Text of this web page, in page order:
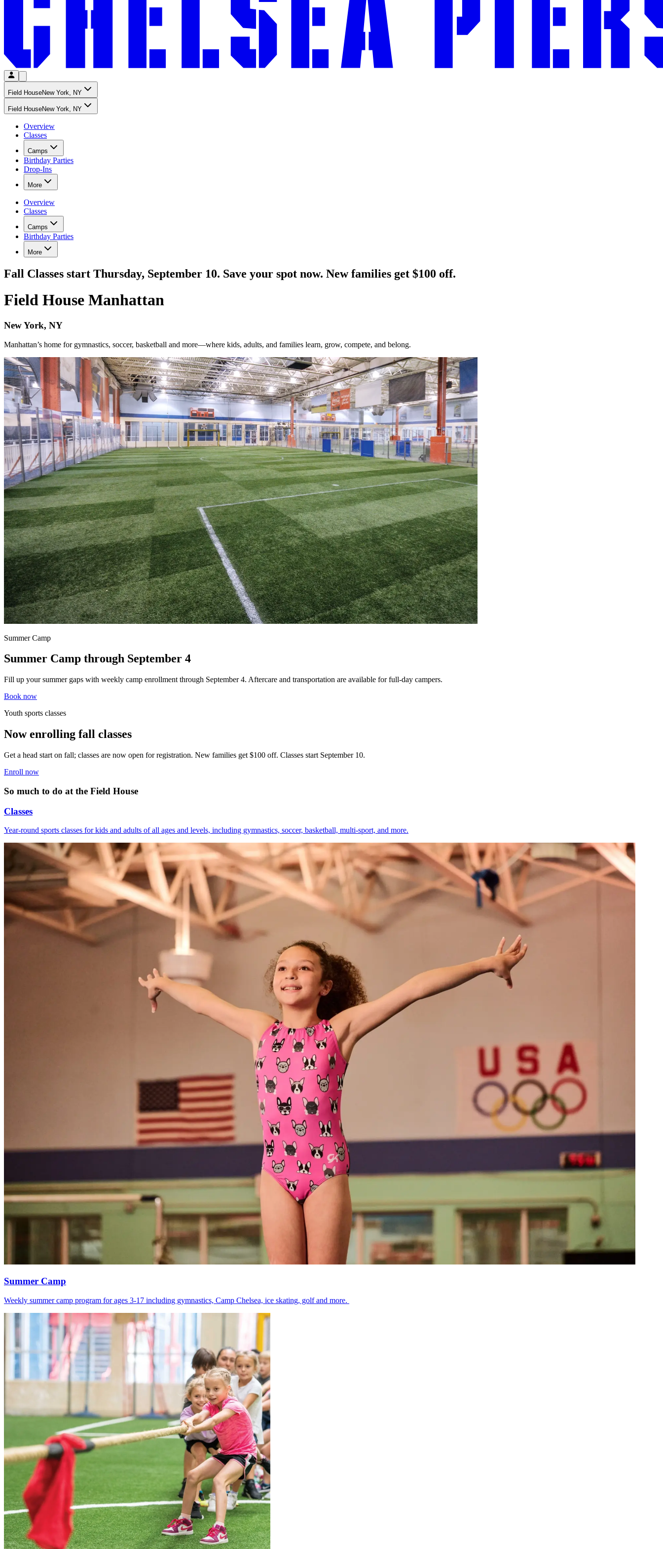
Field House​​​​‌ ‍ ​‍​‍‌‍ ‌ ​‍‌‍‍‌‌‍‌ ‌‍‍‌‌‍ ‍​‍​‍​ ‍‍​‍​‍‌ ​ ‌‍​‌‌‍ ‍‌‍‍‌‌ ‌​‌ ‍‌​‍ ‍‌‍‍‌‌‍ ​‍​‍​‍ ​​‍​‍‌‍‍​‌ ​‍‌‍‌‌‌‍‌‍​‍​‍​ ‍‍​‍​‍‌‍‍​‌ ‌​‌ ‌​‌ ​​‌ ​ ​ ‍‍​‍ ​‍ ‌‍​ ‌‍‍​‌‍‌‌‌‍ ​‌ ​ ‌‍‌‌‌‍​‌‌ ​​‌‍‍‌‌‍‌‌‌ ​‍‌ ​ ​‍ ‍‌ ​ ‌‍​‌‌‍ ‍‌‍‍‌‌ ‌​‌ ‍‌​‍ ‍‌ ​ ‌ ‌​‌ ‌‌‌‍‌​‌‍‍‌‌‍ ​‍ ‌‍‍‌‌‍ ‍‌ ‌​‌‍‌‌‌‍ ‍‌ ‌​​‍ ‌‍‌‌‌‍‌​‌‍‍‌‌ ‌​​‍ ‌‍ ‌‌‍ ‌‍‌​‌‍‌‌​ ‌‌ ​​‌ ​‍‌‍‌‌‌ ​ ‌‍‌‌‌‍ ‍‌ ‌​‌‍​‌‌ ‌​‌‍‍‌‌‍ ‌‍ ‍​ ‍ ‌‍‍‌‌‍‌​​ ‌​ ​​​ ‍​​ ​ ​ ‌ ​ ​​​ ​ ​ ​​‌‍​ ​‍ ‌​ ‌‍​ ‌ ​ ​‍‌‍​ ​‍ ‌​ ‌​‌‍‌‌‌‍​‍​ ‍​​‍ ‌‌‍​‍‌‍‌​​ ‌​‌‍​ ​‍ ‌​ ‍‌​ ​ ​ ‍​‌‍​‍​ ​ ‌‍​ ​ ‌‍​ ‌‍​ ‌‍​ ‍​​ ‍‌​ ​​​ ‍ ‌ ‌​‌ ‍‌‌ ​​‌‍‌‌​ ‌‌ ‌‍‌‍‌‌‌‍ ‍‌ ‌‌‌‍‌‌​ ‍ ‌ ​​‌‍​‌‌ ‌​‌‍‍​​ ‌‌ ​ ‌ ‌‌‌‍​‍‌​ ‍‌‍​‌‌ ‌‍‌‍‍‌‌‍‌ ‌‍​‌‌ ‌​‌‍‍‌‌‍ ‌‍ ‍​‍ ‍‌ ‌​‌‍‍‌‌ ‌​‌‍ ​‌‍‌‌​ ‌‍​‍‌‍​‌‌ ​ ‌‍‌‌‌‌‌‌‌ ​‍‌‍ ​​ ‌‌‍‍​‌ ‌​‌ ‌​‌ ​​‌ ​ ​‍‌‌​ ​ ‌​​‌​‍‌‌​ ​‍‌​‌‍​‍‌‌​ ​‍‌​‌‍‌‍​ ‌‍‍​‌‍‌‌‌‍ ​‌ ​ ‌‍‌‌‌‍​‌‌ ​​‌‍‍‌‌‍‌‌‌ ​‍‌ ​ ​‍ ‍‌ ​ ‌‍​‌‌‍ ‍‌‍‍‌‌ ‌​‌ ‍‌​‍ ‍‌ ​ ‌ ‌​‌ ‌‌‌‍‌​‌‍‍‌‌‍ ​‍‌‍‌‍‍‌‌‍‌​​ ‌​ ​​​ ‍​​ ​ ​ ‌ ​ ​​​ ​ ​ ​​‌‍​ ​‍ ‌​ ‌‍​ ‌ ​ ​‍‌‍​ ​‍ ‌​ ‌​‌‍‌‌‌‍​‍​ ‍​​‍ ‌‌‍​‍‌‍‌​​ ‌​‌‍​ ​‍ ‌​ ‍‌​ ​ ​ ‍​‌‍​‍​ ​ ‌‍​ ​ ‌‍​ ‌‍​ ‌‍​ ‍​​ ‍‌​ ​​​‍‌‍‌ ‌​‌ ‍‌‌ ​​‌‍‌‌​ ‌‌ ‌‍‌‍‌‌‌‍ ‍‌ ‌‌‌‍‌‌​‍‌‍‌ ​​‌‍​‌‌ ‌​‌‍‍​​ ‌‌ ​ ‌ ‌‌‌‍​‍‌​ ‍‌‍​‌‌ ‌‍‌‍‍‌‌‍‌ ‌‍​‌‌ ‌​‌‍‍‌‌‍ ‌‍ ‍​‍ ‍‌ ‌​‌‍‍‌‌ ‌​‌‍ ​‌‍‌‌​‍‌‍‌ ​​‌‍‌‌‌ ​‍‌ ​ ‌ ​​‌‍‌‌‌‍​ ‌ ‌​‌‍‍‌‌ ‌‍‌‍‌‌​ ‌‌ ​​‌ ‌‌‌‍​‍‌‍ ​‌‍‍‌‌ ​ ‌‍‍​‌‍‌‌‌‍‌​​‍​‍‌ ‌New York, NY​​​​‌ ‍ ​‍​‍‌‍ ‌ ​‍‌‍‍‌‌‍‌ ‌‍‍‌‌‍ ‍​‍​‍​ ‍‍​‍​‍‌ ​ ‌‍​‌‌‍ ‍‌‍‍‌‌ ‌​‌ ‍‌​‍ ‍‌‍‍‌‌‍ ​‍​‍​‍ ​​‍​‍‌‍‍​‌ ​‍‌‍‌‌‌‍‌‍​‍​‍​ ‍‍​‍​‍‌‍‍​‌ ‌​‌ ‌​‌ ​​‌ ​ ​ ‍‍​‍ ​‍ ‌‍​ ‌‍‍​‌‍‌‌‌‍ ​‌ ​ ‌‍‌‌‌‍​‌‌ ​​‌‍‍‌‌‍‌‌‌ ​‍‌ ​ ​‍ ‍‌ ​ ‌‍​‌‌‍ ‍‌‍‍‌‌ ‌​‌ ‍‌​‍ ‍‌ ​ ‌ ‌​‌ ‌‌‌‍‌​‌‍‍‌‌‍ ​‍ ‌‍‍‌‌‍ ‍‌ ‌​‌‍‌‌‌‍ ‍‌ ‌​​‍ ‌‍‌‌‌‍‌​‌‍‍‌‌ ‌​​‍ ‌‍ ‌‌‍ ‌‍‌​‌‍‌‌​ ‌‌ ​​‌ ​‍‌‍‌‌‌ ​ ‌‍‌‌‌‍ ‍‌ ‌​‌‍​‌‌ ‌​‌‍‍‌‌‍ ‌‍ ‍​ ‍ ‌‍‍‌‌‍‌​​ ‌​ ​​​ ‍​​ ​ ​ ‌ ​ ​​​ ​ ​ ​​‌‍​ ​‍ ‌​ ‌‍​ ‌ ​ ​‍‌‍​ ​‍ ‌​ ‌​‌‍‌‌‌‍​‍​ ‍​​‍ ‌‌‍​‍‌‍‌​​ ‌​‌‍​ ​‍ ‌​ ‍‌​ ​ ​ ‍​‌‍​‍​ ​ ‌‍​ ​ ‌‍​ ‌‍​ ‌‍​ ‍​​ ‍‌​ ​​​ ‍ ‌ ‌​‌ ‍‌‌ ​​‌‍‌‌​ ‌‌ ‌‍‌‍‌‌‌‍ ‍‌ ‌‌‌‍‌‌​ ‍ ‌ ​​‌‍​‌‌ ‌​‌‍‍​​ ‌‌ ‌‍‌‍‌‌‌‍ ‍‌ ‌‌‌‍‌‌‌​ ​‌‍ ‌‍​ ‌‍​‌‌ ‌​‌‍‍‌‌‍ ‌‍ ‍​ ‌‍​‍‌‍​‌‌ ​ ‌‍‌‌‌‌‌‌‌ ​‍‌‍ ​​ ‌‌‍‍​‌ ‌​‌ ‌​‌ ​​‌ ​ ​‍‌‌​ ​ ‌​​‌​‍‌‌​ ​‍‌​‌‍​‍‌‌​ ​‍‌​‌‍‌‍​ ‌‍‍​‌‍‌‌‌‍ ​‌ ​ ‌‍‌‌‌‍​‌‌ ​​‌‍‍‌‌‍‌‌‌ ​‍‌ ​ ​‍ ‍‌ ​ ‌‍​‌‌‍ ‍‌‍‍‌‌ ‌​‌ ‍‌​‍ ‍‌ ​ ‌ ‌​‌ ‌‌‌‍‌​‌‍‍‌‌‍ ​‍‌‍‌‍‍‌‌‍‌​​ ‌​ ​​​ ‍​​ ​ ​ ‌ ​ ​​​ ​ ​ ​​‌‍​ ​‍ ‌​ ‌‍​ ‌ ​ ​‍‌‍​ ​‍ ‌​ ‌​‌‍‌‌‌‍​‍​ ‍​​‍ ‌‌‍​‍‌‍‌​​ ‌​‌‍​ ​‍ ‌​ ‍‌​ ​ ​ ‍​‌‍​‍​ ​ ‌‍​ ​ ‌‍​ ‌‍​ ‌‍​ ‍​​ ‍‌​ ​​​‍‌‍‌ ‌​‌ ‍‌‌ ​​‌‍‌‌​ ‌‌ ‌‍‌‍‌‌‌‍ ‍‌ ‌‌‌‍‌‌​‍‌‍‌ ​​‌‍​‌‌ ‌​‌‍‍​​ ‌‌ ‌‍‌‍‌‌‌‍ ‍‌ ‌‌‌‍‌‌‌​ ​‌‍ ‌‍​ ‌‍​‌‌ ‌​‌‍‍‌‌‍ ‌‍ ‍​‍‌‍‌ ​​‌‍‌‌‌ ​‍‌ ​ ‌ ​​‌‍‌‌‌‍​ ‌ ‌​‌‍‍‌‌ ‌‍‌‍‌‌​ ‌‌ ​​‌ ‌‌‌‍​‍‌‍ ​‌‍‍‌‌ ​ ‌‍‍​‌‍‌‌‌‍‌​​‍​‍‌ ‌
Field House​​​​‌ ‍ ​‍​‍‌‍ ‌ ​‍‌‍‍‌‌‍‌ ‌‍‍‌‌‍ ‍​‍​‍​ ‍‍​‍​‍‌ ​ ‌‍​‌‌‍ ‍‌‍‍‌‌ ‌​‌ ‍‌​‍ ‍‌‍‍‌‌‍ ​‍​‍​‍ ​​‍​‍‌‍‍​‌ ​‍‌‍‌‌‌‍‌‍​‍​‍​ ‍‍​‍​‍‌‍‍​‌ ‌​‌ ‌​‌ ​​‌ ​ ​ ‍‍​‍ ​‍ ‌‍​ ‌‍‍​‌‍‌‌‌‍ ​‌ ​ ‌‍‌‌‌‍​‌‌ ​​‌‍‍‌‌‍‌‌‌ ​‍‌ ​ ​‍ ‍‌ ​ ‌‍​‌‌‍ ‍‌‍‍‌‌ ‌​‌ ‍‌​‍ ‍‌ ​ ‌ ‌​‌ ‌‌‌‍‌​‌‍‍‌‌‍ ​‍ ‌‍‍‌‌‍ ‍‌ ‌​‌‍‌‌‌‍ ‍‌ ‌​​‍ ‌‍‌‌‌‍‌​‌‍‍‌‌ ‌​​‍ ‌‍ ‌‌‍ ‌‍‌​‌‍‌‌​ ‌‌ ​​‌ ​‍‌‍‌‌‌ ​ ‌‍‌‌‌‍ ‍‌ ‌​‌‍​‌‌ ‌​‌‍‍‌‌‍ ‌‍ ‍​ ‍ ‌‍‍‌‌‍‌​​ ‌​ ​​​ ‍​​ ​ ​ ‌ ​ ​​​ ​ ​ ​​‌‍​ ​‍ ‌​ ‌‍​ ‌ ​ ​‍‌‍​ ​‍ ‌​ ‌​‌‍‌‌‌‍​‍​ ‍​​‍ ‌‌‍​‍‌‍‌​​ ‌​‌‍​ ​‍ ‌​ ‍‌​ ​ ​ ‍​‌‍​‍​ ​ ‌‍​ ​ ‌‍​ ‌‍​ ‌‍​ ‍​​ ‍‌​ ​​​ ‍ ‌ ‌​‌ ‍‌‌ ​​‌‍‌‌​ ‌‌ ‌‍‌‍‌‌‌‍ ‍‌ ‌‌‌‍‌‌​ ‍ ‌ ​​‌‍​‌‌ ‌​‌‍‍​​ ‌‌ ​ ‌ ‌‌‌‍​‍‌​ ‍‌‍​‌‌ ‌‍‌‍‍‌‌‍‌ ‌‍​‌‌ ‌​‌‍‍‌‌‍ ‌‍ ‍​‍ ‍‌ ‌​‌‍‍‌‌ ‌​‌‍ ​‌‍‌‌​ ‌‍​‍‌‍​‌‌ ​ ‌‍‌‌‌‌‌‌‌ ​‍‌‍ ​​ ‌‌‍‍​‌ ‌​‌ ‌​‌ ​​‌ ​ ​‍‌‌​ ​ ‌​​‌​‍‌‌​ ​‍‌​‌‍​‍‌‌​ ​‍‌​‌‍‌‍​ ‌‍‍​‌‍‌‌‌‍ ​‌ ​ ‌‍‌‌‌‍​‌‌ ​​‌‍‍‌‌‍‌‌‌ ​‍‌ ​ ​‍ ‍‌ ​ ‌‍​‌‌‍ ‍‌‍‍‌‌ ‌​‌ ‍‌​‍ ‍‌ ​ ‌ ‌​‌ ‌‌‌‍‌​‌‍‍‌‌‍ ​‍‌‍‌‍‍‌‌‍‌​​ ‌​ ​​​ ‍​​ ​ ​ ‌ ​ ​​​ ​ ​ ​​‌‍​ ​‍ ‌​ ‌‍​ ‌ ​ ​‍‌‍​ ​‍ ‌​ ‌​‌‍‌‌‌‍​‍​ ‍​​‍ ‌‌‍​‍‌‍‌​​ ‌​‌‍​ ​‍ ‌​ ‍‌​ ​ ​ ‍​‌‍​‍​ ​ ‌‍​ ​ ‌‍​ ‌‍​ ‌‍​ ‍​​ ‍‌​ ​​​‍‌‍‌ ‌​‌ ‍‌‌ ​​‌‍‌‌​ ‌‌ ‌‍‌‍‌‌‌‍ ‍‌ ‌‌‌‍‌‌​‍‌‍‌ ​​‌‍​‌‌ ‌​‌‍‍​​ ‌‌ ​ ‌ ‌‌‌‍​‍‌​ ‍‌‍​‌‌ ‌‍‌‍‍‌‌‍‌ ‌‍​‌‌ ‌​‌‍‍‌‌‍ ‌‍ ‍​‍ ‍‌ ‌​‌‍‍‌‌ ‌​‌‍ ​‌‍‌‌​‍‌‍‌ ​​‌‍‌‌‌ ​‍‌ ​ ‌ ​​‌‍‌‌‌‍​ ‌ ‌​‌‍‍‌‌ ‌‍‌‍‌‌​ ‌‌ ​​‌ ‌‌‌‍​‍‌‍ ​‌‍‍‌‌ ​ ‌‍‍​‌‍‌‌‌‍‌​​‍​‍‌ ‌New York, NY​​​​‌ ‍ ​‍​‍‌‍ ‌ ​‍‌‍‍‌‌‍‌ ‌‍‍‌‌‍ ‍​‍​‍​ ‍‍​‍​‍‌ ​ ‌‍​‌‌‍ ‍‌‍‍‌‌ ‌​‌ ‍‌​‍ ‍‌‍‍‌‌‍ ​‍​‍​‍ ​​‍​‍‌‍‍​‌ ​‍‌‍‌‌‌‍‌‍​‍​‍​ ‍‍​‍​‍‌‍‍​‌ ‌​‌ ‌​‌ ​​‌ ​ ​ ‍‍​‍ ​‍ ‌‍​ ‌‍‍​‌‍‌‌‌‍ ​‌ ​ ‌‍‌‌‌‍​‌‌ ​​‌‍‍‌‌‍‌‌‌ ​‍‌ ​ ​‍ ‍‌ ​ ‌‍​‌‌‍ ‍‌‍‍‌‌ ‌​‌ ‍‌​‍ ‍‌ ​ ‌ ‌​‌ ‌‌‌‍‌​‌‍‍‌‌‍ ​‍ ‌‍‍‌‌‍ ‍‌ ‌​‌‍‌‌‌‍ ‍‌ ‌​​‍ ‌‍‌‌‌‍‌​‌‍‍‌‌ ‌​​‍ ‌‍ ‌‌‍ ‌‍‌​‌‍‌‌​ ‌‌ ​​‌ ​‍‌‍‌‌‌ ​ ‌‍‌‌‌‍ ‍‌ ‌​‌‍​‌‌ ‌​‌‍‍‌‌‍ ‌‍ ‍​ ‍ ‌‍‍‌‌‍‌​​ ‌​ ​​​ ‍​​ ​ ​ ‌ ​ ​​​ ​ ​ ​​‌‍​ ​‍ ‌​ ‌‍​ ‌ ​ ​‍‌‍​ ​‍ ‌​ ‌​‌‍‌‌‌‍​‍​ ‍​​‍ ‌‌‍​‍‌‍‌​​ ‌​‌‍​ ​‍ ‌​ ‍‌​ ​ ​ ‍​‌‍​‍​ ​ ‌‍​ ​ ‌‍​ ‌‍​ ‌‍​ ‍​​ ‍‌​ ​​​ ‍ ‌ ‌​‌ ‍‌‌ ​​‌‍‌‌​ ‌‌ ‌‍‌‍‌‌‌‍ ‍‌ ‌‌‌‍‌‌​ ‍ ‌ ​​‌‍​‌‌ ‌​‌‍‍​​ ‌‌ ‌‍‌‍‌‌‌‍ ‍‌ ‌‌‌‍‌‌‌​ ​‌‍ ‌‍​ ‌‍​‌‌ ‌​‌‍‍‌‌‍ ‌‍ ‍​ ‌‍​‍‌‍​‌‌ ​ ‌‍‌‌‌‌‌‌‌ ​‍‌‍ ​​ ‌‌‍‍​‌ ‌​‌ ‌​‌ ​​‌ ​ ​‍‌‌​ ​ ‌​​‌​‍‌‌​ ​‍‌​‌‍​‍‌‌​ ​‍‌​‌‍‌‍​ ‌‍‍​‌‍‌‌‌‍ ​‌ ​ ‌‍‌‌‌‍​‌‌ ​​‌‍‍‌‌‍‌‌‌ ​‍‌ ​ ​‍ ‍‌ ​ ‌‍​‌‌‍ ‍‌‍‍‌‌ ‌​‌ ‍‌​‍ ‍‌ ​ ‌ ‌​‌ ‌‌‌‍‌​‌‍‍‌‌‍ ​‍‌‍‌‍‍‌‌‍‌​​ ‌​ ​​​ ‍​​ ​ ​ ‌ ​ ​​​ ​ ​ ​​‌‍​ ​‍ ‌​ ‌‍​ ‌ ​ ​‍‌‍​ ​‍ ‌​ ‌​‌‍‌‌‌‍​‍​ ‍​​‍ ‌‌‍​‍‌‍‌​​ ‌​‌‍​ ​‍ ‌​ ‍‌​ ​ ​ ‍​‌‍​‍​ ​ ‌‍​ ​ ‌‍​ ‌‍​ ‌‍​ ‍​​ ‍‌​ ​​​‍‌‍‌ ‌​‌ ‍‌‌ ​​‌‍‌‌​ ‌‌ ‌‍‌‍‌‌‌‍ ‍‌ ‌‌‌‍‌‌​‍‌‍‌ ​​‌‍​‌‌ ‌​‌‍‍​​ ‌‌ ‌‍‌‍‌‌‌‍ ‍‌ ‌‌‌‍‌‌‌​ ​‌‍ ‌‍​ ‌‍​‌‌ ‌​‌‍‍‌‌‍ ‌‍ ‍​‍‌‍‌ ​​‌‍‌‌‌ ​‍‌ ​ ‌ ​​‌‍‌‌‌‍​ ‌ ‌​‌‍‍‌‌ ‌‍‌‍‌‌​ ‌‌ ​​‌ ‌‌‌‍​‍‌‍ ​‌‍‍‌‌ ​ ‌‍‍​‌‍‌‌‌‍‌​​‍​‍‌ ‌
Overview​​​​‌ ‍ ​‍​‍‌‍ ‌ ​‍‌‍‍‌‌‍‌ ‌‍‍‌‌‍ ‍​‍​‍​ ‍‍​‍​‍‌ ​ ‌‍​‌‌‍ ‍‌‍‍‌‌ ‌​‌ ‍‌​‍ ‍‌‍‍‌‌‍ ​‍​‍​‍ ​​‍​‍‌‍‍​‌ ​‍‌‍‌‌‌‍‌‍​‍​‍​ ‍‍​‍​‍‌‍‍​‌ ‌​‌ ‌​‌ ​​‌ ​ ​ ‍‍​‍ ​‍ ‌‍​ ‌‍‍​‌‍‌‌‌‍ ​‌ ​ ‌‍‌‌‌‍​‌‌ ​​‌‍‍‌‌‍‌‌‌ ​‍‌ ​ ​‍ ‍‌ ​ ‌‍​‌‌‍ ‍‌‍‍‌‌ ‌​‌ ‍‌​‍ ‍‌ ​ ‌ ‌​‌ ‌‌‌‍‌​‌‍‍‌‌‍ ​‍ ‌‍‍‌‌‍ ‍‌ ‌​‌‍‌‌‌‍ ‍‌ ‌​​‍ ‌‍‌‌‌‍‌​‌‍‍‌‌ ‌​​‍ ‌‍ ‌‌‍ ‌‍‌​‌‍‌‌​ ‌‌ ​​‌ ​‍‌‍‌‌‌ ​ ‌‍‌‌‌‍ ‍‌ ‌​‌‍​‌‌ ‌​‌‍‍‌‌‍ ‌‍ ‍​ ‍ ‌‍‍‌‌‍‌​​ ‌​ ​​​ ‍​​ ​ ​ ‌ ​ ​​​ ​ ​ ​​‌‍​ ​‍ ‌​ ‌‍​ ‌ ​ ​‍‌‍​ ​‍ ‌​ ‌​‌‍‌‌‌‍​‍​ ‍​​‍ ‌‌‍​‍‌‍‌​​ ‌​‌‍​ ​‍ ‌​ ‍‌​ ​ ​ ‍​‌‍​‍​ ​ ‌‍​ ​ ‌‍​ ‌‍​ ‌‍​ ‍​​ ‍‌​ ​​​ ‍ ‌ ‌​‌ ‍‌‌ ​​‌‍‌‌​ ‌‌ ‌‍‌‍‌‌‌‍ ‍‌ ‌‌‌‍‌‌​ ‍ ‌ ​​‌‍​‌‌ ‌​‌‍‍​​ ‌‌ ​ ‌ ‌‌‌‍​‍‌​ ‍‌‍​‌‌ ‌‍‌‍‍‌‌‍‌ ‌‍​‌‌ ‌​‌‍‍‌‌‍ ‌‍ ‍​‍ ‍‌‍​ ‌‍ ‌‍ ​‌ ‌‌‌‍ ‌‌‍ ‍‌ ​ ​‍‌‌​ ‌‌‌​​‍‌‌ ‌‍‍ ‌‍‌‌‌ ‍‌​‍‌‌​ ​ ‌​‌​​‍‌‌​ ​ ‌​‌​​‍‌‌​ ​‍​ ​‍​ ‌‍‌‍‌‌​ ‍​​ ‌‍​ ​ ​ ​‍​ ‍‌‌‍‌‍​ ​​‌‍‌‍​ ​ ​ ​‌​ ​‍​ ​‌​ ‍​‌‍‌‍‌‍‌‍​ ‌​​ ‍‌​ ​​​ ​‌​ ​‍​ ‍‌​ ‌‍​ ‍​‌‍‌‍​ ‌​​ ‌‌​ ‍‌​ ‌ ​ ‌ ​ ‌‍​‍‌‌​ ​‍​ ​‍​‍‌‌​ ‌‌‌​‌​​‍ ‍‌‍ ​‌‍‍‌‌‍ ‍‌‍‍ ‌ ​ ​‍‌‌​ ‌‌‌​​‍‌‌ ‌‍‍ ‌‍‌‌‌ ‍‌​‍‌‌​ ​ ‌​‌​​‍‌‌​ ​ ‌​‌​​‍‌‌​ ​‍​ ​‍​ ‌‌​ ‍‌‌‍‌‍‌‍​‍​ ​ ​ ‌‌‌‍​ ‌‍‌‌​ ‍​‌‍​‌​ ‌ ‌‍​‍​‍‌‌​ ​‍​ ​‍​‍‌‌​ ‌‌‌​‌​​‍ ‍‌ ‌​‌‍‍‌‌ ‌​‌‍ ​‌‍‌‌​ ‌‍​‍‌‍​‌‌ ​ ‌‍‌‌‌‌‌‌‌ ​‍‌‍ ​​ ‌‌‍‍​‌ ‌​‌ ‌​‌ ​​‌ ​ ​‍‌‌​ ​ ‌​​‌​‍‌‌​ ​‍‌​‌‍​‍‌‌​ ​‍‌​‌‍‌‍​ ‌‍‍​‌‍‌‌‌‍ ​‌ ​ ‌‍‌‌‌‍​‌‌ ​​‌‍‍‌‌‍‌‌‌ ​‍‌ ​ ​‍ ‍‌ ​ ‌‍​‌‌‍ ‍‌‍‍‌‌ ‌​‌ ‍‌​‍ ‍‌ ​ ‌ ‌​‌ ‌‌‌‍‌​‌‍‍‌‌‍ ​‍‌‍‌‍‍‌‌‍‌​​ ‌​ ​​​ ‍​​ ​ ​ ‌ ​ ​​​ ​ ​ ​​‌‍​ ​‍ ‌​ ‌‍​ ‌ ​ ​‍‌‍​ ​‍ ‌​ ‌​‌‍‌‌‌‍​‍​ ‍​​‍ ‌‌‍​‍‌‍‌​​ ‌​‌‍​ ​‍ ‌​ ‍‌​ ​ ​ ‍​‌‍​‍​ ​ ‌‍​ ​ ‌‍​ ‌‍​ ‌‍​ ‍​​ ‍‌​ ​​​‍‌‍‌ ‌​‌ ‍‌‌ ​​‌‍‌‌​ ‌‌ ‌‍‌‍‌‌‌‍ ‍‌ ‌‌‌‍‌‌​‍‌‍‌ ​​‌‍​‌‌ ‌​‌‍‍​​ ‌‌ ​ ‌ ‌‌‌‍​‍‌​ ‍‌‍​‌‌ ‌‍‌‍‍‌‌‍‌ ‌‍​‌‌ ‌​‌‍‍‌‌‍ ‌‍ ‍​‍ ‍‌‍​ ‌‍ ‌‍ ​‌ ‌‌‌‍ ‌‌‍ ‍‌ ​ ​‍‌‌​ ‌‌‌​​‍‌‌ ‌‍‍ ‌‍‌‌‌ ‍‌​‍‌‌​ ​ ‌​‌​​‍‌‌​ ​ ‌​‌​​‍‌‌​ ​‍​ ​‍​ ‌‍‌‍‌‌​ ‍​​ ‌‍​ ​ ​ ​‍​ ‍‌‌‍‌‍​ ​​‌‍‌‍​ ​ ​ ​‌​ ​‍​ ​‌​ ‍​‌‍‌‍‌‍‌‍​ ‌​​ ‍‌​ ​​​ ​‌​ ​‍​ ‍‌​ ‌‍​ ‍​‌‍‌‍​ ‌​​ ‌‌​ ‍‌​ ‌ ​ ‌ ​ ‌‍​‍‌‌​ ​‍​ ​‍​‍‌‌​ ‌‌‌​‌​​‍ ‍‌‍ ​‌‍‍‌‌‍ ‍‌‍‍ ‌ ​ ​‍‌‌​ ‌‌‌​​‍‌‌ ‌‍‍ ‌‍‌‌‌ ‍‌​‍‌‌​ ​ ‌​‌​​‍‌‌​ ​ ‌​‌​​‍‌‌​ ​‍​ ​‍​ ‌‌​ ‍‌‌‍‌‍‌‍​‍​ ​ ​ ‌‌‌‍​ ‌‍‌‌​ ‍​‌‍​‌​ ‌ ‌‍​‍​‍‌‌​ ​‍​ ​‍​‍‌‌​ ‌‌‌​‌​​‍ ‍‌ ‌​‌‍‍‌‌ ‌​‌‍ ​‌‍‌‌​‍‌‍‌ ​​‌‍‌‌‌ ​‍‌ ​ ‌ ​​‌‍‌‌‌‍​ ‌ ‌​‌‍‍‌‌ ‌‍‌‍‌‌​ ‌‌ ​​‌ ‌‌‌‍​‍‌‍ ​‌‍‍‌‌ ​ ‌‍‍​‌‍‌‌‌‍‌​​‍​‍‌ ‌
Classes​​​​‌ ‍ ​‍​‍‌‍ ‌ ​‍‌‍‍‌‌‍‌ ‌‍‍‌‌‍ ‍​‍​‍​ ‍‍​‍​‍‌ ​ ‌‍​‌‌‍ ‍‌‍‍‌‌ ‌​‌ ‍‌​‍ ‍‌‍‍‌‌‍ ​‍​‍​‍ ​​‍​‍‌‍‍​‌ ​‍‌‍‌‌‌‍‌‍​‍​‍​ ‍‍​‍​‍‌‍‍​‌ ‌​‌ ‌​‌ ​​‌ ​ ​ ‍‍​‍ ​‍ ‌‍​ ‌‍‍​‌‍‌‌‌‍ ​‌ ​ ‌‍‌‌‌‍​‌‌ ​​‌‍‍‌‌‍‌‌‌ ​‍‌ ​ ​‍ ‍‌ ​ ‌‍​‌‌‍ ‍‌‍‍‌‌ ‌​‌ ‍‌​‍ ‍‌ ​ ‌ ‌​‌ ‌‌‌‍‌​‌‍‍‌‌‍ ​‍ ‌‍‍‌‌‍ ‍‌ ‌​‌‍‌‌‌‍ ‍‌ ‌​​‍ ‌‍‌‌‌‍‌​‌‍‍‌‌ ‌​​‍ ‌‍ ‌‌‍ ‌‍‌​‌‍‌‌​ ‌‌ ​​‌ ​‍‌‍‌‌‌ ​ ‌‍‌‌‌‍ ‍‌ ‌​‌‍​‌‌ ‌​‌‍‍‌‌‍ ‌‍ ‍​ ‍ ‌‍‍‌‌‍‌​​ ‌​ ​​​ ‍​​ ​ ​ ‌ ​ ​​​ ​ ​ ​​‌‍​ ​‍ ‌​ ‌‍​ ‌ ​ ​‍‌‍​ ​‍ ‌​ ‌​‌‍‌‌‌‍​‍​ ‍​​‍ ‌‌‍​‍‌‍‌​​ ‌​‌‍​ ​‍ ‌​ ‍‌​ ​ ​ ‍​‌‍​‍​ ​ ‌‍​ ​ ‌‍​ ‌‍​ ‌‍​ ‍​​ ‍‌​ ​​​ ‍ ‌ ‌​‌ ‍‌‌ ​​‌‍‌‌​ ‌‌ ‌‍‌‍‌‌‌‍ ‍‌ ‌‌‌‍‌‌​ ‍ ‌ ​​‌‍​‌‌ ‌​‌‍‍​​ ‌‌ ​ ‌ ‌‌‌‍​‍‌​ ‍‌‍​‌‌ ‌‍‌‍‍‌‌‍‌ ‌‍​‌‌ ‌​‌‍‍‌‌‍ ‌‍ ‍​‍ ‍‌‍​ ‌‍ ‌‍ ​‌ ‌‌‌‍ ‌‌‍ ‍‌ ​ ​‍‌‌​ ‌‌‌​​‍‌‌ ‌‍‍ ‌‍‌‌‌ ‍‌​‍‌‌​ ​ ‌​‌​​‍‌‌​ ​ ‌​‌​​‍‌‌​ ​‍​ ​‍​ ‍‌‌‍​‍​ ‌‌​ ‌‌​ ‌ ​ ‌‌​ ​ ​ ‍‌​ ​​​ ‌‌​ ​‍‌‍​‍​‍‌‌​ ​‍​ ​‍​‍‌‌​ ‌‌‌​‌​​‍ ‍‌‍ ​‌‍‍‌‌‍ ‍‌‍‍ ‌ ​ ​‍‌‌​ ‌‌‌​​‍‌‌ ‌‍‍ ‌‍‌‌‌ ‍‌​‍‌‌​ ​ ‌​‌​​‍‌‌​ ​ ‌​‌​​‍‌‌​ ​‍​ ​‍​ ‌‌​ ‍‌‌‍‌‍‌‍​‍​ ​ ​ ‌‌‌‍​ ‌‍‌‌​ ‍​‌‍​‌​ ‌ ‌‍​‍​‍‌‌​ ​‍​ ​‍​‍‌‌​ ‌‌‌​‌​​‍ ‍‌ ‌​‌‍‍‌‌ ‌​‌‍ ​‌‍‌‌​ ‌‍​‍‌‍​‌‌ ​ ‌‍‌‌‌‌‌‌‌ ​‍‌‍ ​​ ‌‌‍‍​‌ ‌​‌ ‌​‌ ​​‌ ​ ​‍‌‌​ ​ ‌​​‌​‍‌‌​ ​‍‌​‌‍​‍‌‌​ ​‍‌​‌‍‌‍​ ‌‍‍​‌‍‌‌‌‍ ​‌ ​ ‌‍‌‌‌‍​‌‌ ​​‌‍‍‌‌‍‌‌‌ ​‍‌ ​ ​‍ ‍‌ ​ ‌‍​‌‌‍ ‍‌‍‍‌‌ ‌​‌ ‍‌​‍ ‍‌ ​ ‌ ‌​‌ ‌‌‌‍‌​‌‍‍‌‌‍ ​‍‌‍‌‍‍‌‌‍‌​​ ‌​ ​​​ ‍​​ ​ ​ ‌ ​ ​​​ ​ ​ ​​‌‍​ ​‍ ‌​ ‌‍​ ‌ ​ ​‍‌‍​ ​‍ ‌​ ‌​‌‍‌‌‌‍​‍​ ‍​​‍ ‌‌‍​‍‌‍‌​​ ‌​‌‍​ ​‍ ‌​ ‍‌​ ​ ​ ‍​‌‍​‍​ ​ ‌‍​ ​ ‌‍​ ‌‍​ ‌‍​ ‍​​ ‍‌​ ​​​‍‌‍‌ ‌​‌ ‍‌‌ ​​‌‍‌‌​ ‌‌ ‌‍‌‍‌‌‌‍ ‍‌ ‌‌‌‍‌‌​‍‌‍‌ ​​‌‍​‌‌ ‌​‌‍‍​​ ‌‌ ​ ‌ ‌‌‌‍​‍‌​ ‍‌‍​‌‌ ‌‍‌‍‍‌‌‍‌ ‌‍​‌‌ ‌​‌‍‍‌‌‍ ‌‍ ‍​‍ ‍‌‍​ ‌‍ ‌‍ ​‌ ‌‌‌‍ ‌‌‍ ‍‌ ​ ​‍‌‌​ ‌‌‌​​‍‌‌ ‌‍‍ ‌‍‌‌‌ ‍‌​‍‌‌​ ​ ‌​‌​​‍‌‌​ ​ ‌​‌​​‍‌‌​ ​‍​ ​‍​ ‍‌‌‍​‍​ ‌‌​ ‌‌​ ‌ ​ ‌‌​ ​ ​ ‍‌​ ​​​ ‌‌​ ​‍‌‍​‍​‍‌‌​ ​‍​ ​‍​‍‌‌​ ‌‌‌​‌​​‍ ‍‌‍ ​‌‍‍‌‌‍ ‍‌‍‍ ‌ ​ ​‍‌‌​ ‌‌‌​​‍‌‌ ‌‍‍ ‌‍‌‌‌ ‍‌​‍‌‌​ ​ ‌​‌​​‍‌‌​ ​ ‌​‌​​‍‌‌​ ​‍​ ​‍​ ‌‌​ ‍‌‌‍‌‍‌‍​‍​ ​ ​ ‌‌‌‍​ ‌‍‌‌​ ‍​‌‍​‌​ ‌ ‌‍​‍​‍‌‌​ ​‍​ ​‍​‍‌‌​ ‌‌‌​‌​​‍ ‍‌ ‌​‌‍‍‌‌ ‌​‌‍ ​‌‍‌‌​‍‌‍‌ ​​‌‍‌‌‌ ​‍‌ ​ ‌ ​​‌‍‌‌‌‍​ ‌ ‌​‌‍‍‌‌ ‌‍‌‍‌‌​ ‌‌ ​​‌ ‌‌‌‍​‍‌‍ ​‌‍‍‌‌ ​ ‌‍‍​‌‍‌‌‌‍‌​​‍​‍‌ ‌
Camps​​​​‌ ‍ ​‍​‍‌‍ ‌ ​‍‌‍‍‌‌‍‌ ‌‍‍‌‌‍ ‍​‍​‍​ ‍‍​‍​‍‌ ​ ‌‍​‌‌‍ ‍‌‍‍‌‌ ‌​‌ ‍‌​‍ ‍‌‍‍‌‌‍ ​‍​‍​‍ ​​‍​‍‌‍‍​‌ ​‍‌‍‌‌‌‍‌‍​‍​‍​ ‍‍​‍​‍‌‍‍​‌ ‌​‌ ‌​‌ ​​‌ ​ ​ ‍‍​‍ ​‍ ‌‍​ ‌‍‍​‌‍‌‌‌‍ ​‌ ​ ‌‍‌‌‌‍​‌‌ ​​‌‍‍‌‌‍‌‌‌ ​‍‌ ​ ​‍ ‍‌ ​ ‌‍​‌‌‍ ‍‌‍‍‌‌ ‌​‌ ‍‌​‍ ‍‌ ​ ‌ ‌​‌ ‌‌‌‍‌​‌‍‍‌‌‍ ​‍ ‌‍‍‌‌‍ ‍‌ ‌​‌‍‌‌‌‍ ‍‌ ‌​​‍ ‌‍‌‌‌‍‌​‌‍‍‌‌ ‌​​‍ ‌‍ ‌‌‍ ‌‍‌​‌‍‌‌​ ‌‌ ​​‌ ​‍‌‍‌‌‌ ​ ‌‍‌‌‌‍ ‍‌ ‌​‌‍​‌‌ ‌​‌‍‍‌‌‍ ‌‍ ‍​ ‍ ‌‍‍‌‌‍‌​​ ‌​ ​​​ ‍​​ ​ ​ ‌ ​ ​​​ ​ ​ ​​‌‍​ ​‍ ‌​ ‌‍​ ‌ ​ ​‍‌‍​ ​‍ ‌​ ‌​‌‍‌‌‌‍​‍​ ‍​​‍ ‌‌‍​‍‌‍‌​​ ‌​‌‍​ ​‍ ‌​ ‍‌​ ​ ​ ‍​‌‍​‍​ ​ ‌‍​ ​ ‌‍​ ‌‍​ ‌‍​ ‍​​ ‍‌​ ​​​ ‍ ‌ ‌​‌ ‍‌‌ ​​‌‍‌‌​ ‌‌ ‌‍‌‍‌‌‌‍ ‍‌ ‌‌‌‍‌‌​ ‍ ‌ ​​‌‍​‌‌ ‌​‌‍‍​​ ‌‌ ​ ‌ ‌‌‌‍​‍‌​ ‍‌‍​‌‌ ‌‍‌‍‍‌‌‍‌ ‌‍​‌‌ ‌​‌‍‍‌‌‍ ‌‍ ‍​‍ ‍‌‍​ ‌‍ ‌‍ ​‌ ‌‌‌‍ ‌‌‍ ‍‌ ​ ​‍‌‌​ ‌‌‌​​‍‌‌ ‌‍‍ ‌‍‌‌‌ ‍‌​‍‌‌​ ​ ‌​‌​​‍‌‌​ ​ ‌​‌​​‍‌‌​ ​‍​ ​‍​ ‌ ‌‍​‍‌‍‌‌‌‍‌​​ ​​​ ‌ ‌‍​‍​ ‌‍‌‍‌​​ ‌‌​ ​ ‌‍​‌​‍‌‌​ ​‍​ ​‍​‍‌‌​ ‌‌‌​‌​​‍ ‍‌ ‌​‌‍‍‌‌ ‌​‌‍ ​‌‍‌‌​ ‌‍​‍‌‍​‌‌ ​ ‌‍‌‌‌‌‌‌‌ ​‍‌‍ ​​ ‌‌‍‍​‌ ‌​‌ ‌​‌ ​​‌ ​ ​‍‌‌​ ​ ‌​​‌​‍‌‌​ ​‍‌​‌‍​‍‌‌​ ​‍‌​‌‍‌‍​ ‌‍‍​‌‍‌‌‌‍ ​‌ ​ ‌‍‌‌‌‍​‌‌ ​​‌‍‍‌‌‍‌‌‌ ​‍‌ ​ ​‍ ‍‌ ​ ‌‍​‌‌‍ ‍‌‍‍‌‌ ‌​‌ ‍‌​‍ ‍‌ ​ ‌ ‌​‌ ‌‌‌‍‌​‌‍‍‌‌‍ ​‍‌‍‌‍‍‌‌‍‌​​ ‌​ ​​​ ‍​​ ​ ​ ‌ ​ ​​​ ​ ​ ​​‌‍​ ​‍ ‌​ ‌‍​ ‌ ​ ​‍‌‍​ ​‍ ‌​ ‌​‌‍‌‌‌‍​‍​ ‍​​‍ ‌‌‍​‍‌‍‌​​ ‌​‌‍​ ​‍ ‌​ ‍‌​ ​ ​ ‍​‌‍​‍​ ​ ‌‍​ ​ ‌‍​ ‌‍​ ‌‍​ ‍​​ ‍‌​ ​​​‍‌‍‌ ‌​‌ ‍‌‌ ​​‌‍‌‌​ ‌‌ ‌‍‌‍‌‌‌‍ ‍‌ ‌‌‌‍‌‌​‍‌‍‌ ​​‌‍​‌‌ ‌​‌‍‍​​ ‌‌ ​ ‌ ‌‌‌‍​‍‌​ ‍‌‍​‌‌ ‌‍‌‍‍‌‌‍‌ ‌‍​‌‌ ‌​‌‍‍‌‌‍ ‌‍ ‍​‍ ‍‌‍​ ‌‍ ‌‍ ​‌ ‌‌‌‍ ‌‌‍ ‍‌ ​ ​‍‌‌​ ‌‌‌​​‍‌‌ ‌‍‍ ‌‍‌‌‌ ‍‌​‍‌‌​ ​ ‌​‌​​‍‌‌​ ​ ‌​‌​​‍‌‌​ ​‍​ ​‍​ ‌ ‌‍​‍‌‍‌‌‌‍‌​​ ​​​ ‌ ‌‍​‍​ ‌‍‌‍‌​​ ‌‌​ ​ ‌‍​‌​‍‌‌​ ​‍​ ​‍​‍‌‌​ ‌‌‌​‌​​‍ ‍‌ ‌​‌‍‍‌‌ ‌​‌‍ ​‌‍‌‌​‍‌‍‌ ​​‌‍‌‌‌ ​‍‌ ​ ‌ ​​‌‍‌‌‌‍​ ‌ ‌​‌‍‍‌‌ ‌‍‌‍‌‌​ ‌‌ ​​‌ ‌‌‌‍​‍‌‍ ​‌‍‍‌‌ ​ ‌‍‍​‌‍‌‌‌‍‌​​‍​‍‌ ‌
Birthday Parties​​​​‌ ‍ ​‍​‍‌‍ ‌ ​‍‌‍‍‌‌‍‌ ‌‍‍‌‌‍ ‍​‍​‍​ ‍‍​‍​‍‌ ​ ‌‍​‌‌‍ ‍‌‍‍‌‌ ‌​‌ ‍‌​‍ ‍‌‍‍‌‌‍ ​‍​‍​‍ ​​‍​‍‌‍‍​‌ ​‍‌‍‌‌‌‍‌‍​‍​‍​ ‍‍​‍​‍‌‍‍​‌ ‌​‌ ‌​‌ ​​‌ ​ ​ ‍‍​‍ ​‍ ‌‍​ ‌‍‍​‌‍‌‌‌‍ ​‌ ​ ‌‍‌‌‌‍​‌‌ ​​‌‍‍‌‌‍‌‌‌ ​‍‌ ​ ​‍ ‍‌ ​ ‌‍​‌‌‍ ‍‌‍‍‌‌ ‌​‌ ‍‌​‍ ‍‌ ​ ‌ ‌​‌ ‌‌‌‍‌​‌‍‍‌‌‍ ​‍ ‌‍‍‌‌‍ ‍‌ ‌​‌‍‌‌‌‍ ‍‌ ‌​​‍ ‌‍‌‌‌‍‌​‌‍‍‌‌ ‌​​‍ ‌‍ ‌‌‍ ‌‍‌​‌‍‌‌​ ‌‌ ​​‌ ​‍‌‍‌‌‌ ​ ‌‍‌‌‌‍ ‍‌ ‌​‌‍​‌‌ ‌​‌‍‍‌‌‍ ‌‍ ‍​ ‍ ‌‍‍‌‌‍‌​​ ‌​ ​​​ ‍​​ ​ ​ ‌ ​ ​​​ ​ ​ ​​‌‍​ ​‍ ‌​ ‌‍​ ‌ ​ ​‍‌‍​ ​‍ ‌​ ‌​‌‍‌‌‌‍​‍​ ‍​​‍ ‌‌‍​‍‌‍‌​​ ‌​‌‍​ ​‍ ‌​ ‍‌​ ​ ​ ‍​‌‍​‍​ ​ ‌‍​ ​ ‌‍​ ‌‍​ ‌‍​ ‍​​ ‍‌​ ​​​ ‍ ‌ ‌​‌ ‍‌‌ ​​‌‍‌‌​ ‌‌ ‌‍‌‍‌‌‌‍ ‍‌ ‌‌‌‍‌‌​ ‍ ‌ ​​‌‍​‌‌ ‌​‌‍‍​​ ‌‌ ​ ‌ ‌‌‌‍​‍‌​ ‍‌‍​‌‌ ‌‍‌‍‍‌‌‍‌ ‌‍​‌‌ ‌​‌‍‍‌‌‍ ‌‍ ‍​‍ ‍‌‍​ ‌‍ ‌‍ ​‌ ‌‌‌‍ ‌‌‍ ‍‌ ​ ​‍‌‌​ ‌‌‌​​‍‌‌ ‌‍‍ ‌‍‌‌‌ ‍‌​‍‌‌​ ​ ‌​‌​​‍‌‌​ ​ ‌​‌​​‍‌‌​ ​‍​ ​‍‌‍‌‌‌‍‌‍​ ‌‌​ ‌​​ ‌‌​ ‌‍​ ‌‌​ ‌​‌‍‌​​ ‌‍​ ​ ‌‍​‌​‍‌‌​ ​‍​ ​‍​‍‌‌​ ‌‌‌​‌​​‍ ‍‌‍ ​‌‍‍‌‌‍ ‍‌‍‍ ‌ ​ ​‍‌‌​ ‌‌‌​​‍‌‌ ‌‍‍ ‌‍‌‌‌ ‍‌​‍‌‌​ ​ ‌​‌​​‍‌‌​ ​ ‌​‌​​‍‌‌​ ​‍​ ​‍‌‍​‌​ ​ ​ ‌ ​ ‍‌​ ​ ​ ‍‌​ ​​‌‍‌‍​ ‍‌​ ​​‌‍​‌‌‍‌‌​‍‌‌​ ​‍​ ​‍​‍‌‌​ ‌‌‌​‌​​‍ ‍‌ ‌​‌‍‍‌‌ ‌​‌‍ ​‌‍‌‌​ ‌‍​‍‌‍​‌‌ ​ ‌‍‌‌‌‌‌‌‌ ​‍‌‍ ​​ ‌‌‍‍​‌ ‌​‌ ‌​‌ ​​‌ ​ ​‍‌‌​ ​ ‌​​‌​‍‌‌​ ​‍‌​‌‍​‍‌‌​ ​‍‌​‌‍‌‍​ ‌‍‍​‌‍‌‌‌‍ ​‌ ​ ‌‍‌‌‌‍​‌‌ ​​‌‍‍‌‌‍‌‌‌ ​‍‌ ​ ​‍ ‍‌ ​ ‌‍​‌‌‍ ‍‌‍‍‌‌ ‌​‌ ‍‌​‍ ‍‌ ​ ‌ ‌​‌ ‌‌‌‍‌​‌‍‍‌‌‍ ​‍‌‍‌‍‍‌‌‍‌​​ ‌​ ​​​ ‍​​ ​ ​ ‌ ​ ​​​ ​ ​ ​​‌‍​ ​‍ ‌​ ‌‍​ ‌ ​ ​‍‌‍​ ​‍ ‌​ ‌​‌‍‌‌‌‍​‍​ ‍​​‍ ‌‌‍​‍‌‍‌​​ ‌​‌‍​ ​‍ ‌​ ‍‌​ ​ ​ ‍​‌‍​‍​ ​ ‌‍​ ​ ‌‍​ ‌‍​ ‌‍​ ‍​​ ‍‌​ ​​​‍‌‍‌ ‌​‌ ‍‌‌ ​​‌‍‌‌​ ‌‌ ‌‍‌‍‌‌‌‍ ‍‌ ‌‌‌‍‌‌​‍‌‍‌ ​​‌‍​‌‌ ‌​‌‍‍​​ ‌‌ ​ ‌ ‌‌‌‍​‍‌​ ‍‌‍​‌‌ ‌‍‌‍‍‌‌‍‌ ‌‍​‌‌ ‌​‌‍‍‌‌‍ ‌‍ ‍​‍ ‍‌‍​ ‌‍ ‌‍ ​‌ ‌‌‌‍ ‌‌‍ ‍‌ ​ ​‍‌‌​ ‌‌‌​​‍‌‌ ‌‍‍ ‌‍‌‌‌ ‍‌​‍‌‌​ ​ ‌​‌​​‍‌‌​ ​ ‌​‌​​‍‌‌​ ​‍​ ​‍‌‍‌‌‌‍‌‍​ ‌‌​ ‌​​ ‌‌​ ‌‍​ ‌‌​ ‌​‌‍‌​​ ‌‍​ ​ ‌‍​‌​‍‌‌​ ​‍​ ​‍​‍‌‌​ ‌‌‌​‌​​‍ ‍‌‍ ​‌‍‍‌‌‍ ‍‌‍‍ ‌ ​ ​‍‌‌​ ‌‌‌​​‍‌‌ ‌‍‍ ‌‍‌‌‌ ‍‌​‍‌‌​ ​ ‌​‌​​‍‌‌​ ​ ‌​‌​​‍‌‌​ ​‍​ ​‍‌‍​‌​ ​ ​ ‌ ​ ‍‌​ ​ ​ ‍‌​ ​​‌‍‌‍​ ‍‌​ ​​‌‍​‌‌‍‌‌​‍‌‌​ ​‍​ ​‍​‍‌‌​ ‌‌‌​‌​​‍ ‍‌ ‌​‌‍‍‌‌ ‌​‌‍ ​‌‍‌‌​‍‌‍‌ ​​‌‍‌‌‌ ​‍‌ ​ ‌ ​​‌‍‌‌‌‍​ ‌ ‌​‌‍‍‌‌ ‌‍‌‍‌‌​ ‌‌ ​​‌ ‌‌‌‍​‍‌‍ ​‌‍‍‌‌ ​ ‌‍‍​‌‍‌‌‌‍‌​​‍​‍‌ ‌
Drop-Ins​​​​‌ ‍ ​‍​‍‌‍ ‌ ​‍‌‍‍‌‌‍‌ ‌‍‍‌‌‍ ‍​‍​‍​ ‍‍​‍​‍‌ ​ ‌‍​‌‌‍ ‍‌‍‍‌‌ ‌​‌ ‍‌​‍ ‍‌‍‍‌‌‍ ​‍​‍​‍ ​​‍​‍‌‍‍​‌ ​‍‌‍‌‌‌‍‌‍​‍​‍​ ‍‍​‍​‍‌‍‍​‌ ‌​‌ ‌​‌ ​​‌ ​ ​ ‍‍​‍ ​‍ ‌‍​ ‌‍‍​‌‍‌‌‌‍ ​‌ ​ ‌‍‌‌‌‍​‌‌ ​​‌‍‍‌‌‍‌‌‌ ​‍‌ ​ ​‍ ‍‌ ​ ‌‍​‌‌‍ ‍‌‍‍‌‌ ‌​‌ ‍‌​‍ ‍‌ ​ ‌ ‌​‌ ‌‌‌‍‌​‌‍‍‌‌‍ ​‍ ‌‍‍‌‌‍ ‍‌ ‌​‌‍‌‌‌‍ ‍‌ ‌​​‍ ‌‍‌‌‌‍‌​‌‍‍‌‌ ‌​​‍ ‌‍ ‌‌‍ ‌‍‌​‌‍‌‌​ ‌‌ ​​‌ ​‍‌‍‌‌‌ ​ ‌‍‌‌‌‍ ‍‌ ‌​‌‍​‌‌ ‌​‌‍‍‌‌‍ ‌‍ ‍​ ‍ ‌‍‍‌‌‍‌​​ ‌​ ​​​ ‍​​ ​ ​ ‌ ​ ​​​ ​ ​ ​​‌‍​ ​‍ ‌​ ‌‍​ ‌ ​ ​‍‌‍​ ​‍ ‌​ ‌​‌‍‌‌‌‍​‍​ ‍​​‍ ‌‌‍​‍‌‍‌​​ ‌​‌‍​ ​‍ ‌​ ‍‌​ ​ ​ ‍​‌‍​‍​ ​ ‌‍​ ​ ‌‍​ ‌‍​ ‌‍​ ‍​​ ‍‌​ ​​​ ‍ ‌ ‌​‌ ‍‌‌ ​​‌‍‌‌​ ‌‌ ‌‍‌‍‌‌‌‍ ‍‌ ‌‌‌‍‌‌​ ‍ ‌ ​​‌‍​‌‌ ‌​‌‍‍​​ ‌‌ ​ ‌ ‌‌‌‍​‍‌​ ‍‌‍​‌‌ ‌‍‌‍‍‌‌‍‌ ‌‍​‌‌ ‌​‌‍‍‌‌‍ ‌‍ ‍​‍ ‍‌‍​ ‌‍ ‌‍ ​‌ ‌‌‌‍ ‌‌‍ ‍‌ ​ ​‍‌‌​ ‌‌‌​​‍‌‌ ‌‍‍ ‌‍‌‌‌ ‍‌​‍‌‌​ ​ ‌​‌​​‍‌‌​ ​ ‌​‌​​‍‌‌​ ​‍​ ​‍​ ‌​​ ‌‍‌‍​‌‌‍​‌‌‍‌‍​ ​​​ ‌​​ ‌‍​ ‍​‌‍‌‍​ ‍‌‌‍‌​​‍‌‌​ ​‍​ ​‍​‍‌‌​ ‌‌‌​‌​​‍ ‍‌‍ ​‌‍‍‌‌‍ ‍‌‍‍ ‌ ​ ​‍‌‌​ ‌‌‌​​‍‌‌ ‌‍‍ ‌‍‌‌‌ ‍‌​‍‌‌​ ​ ‌​‌​​‍‌‌​ ​ ‌​‌​​‍‌‌​ ​‍​ ​‍​ ​ ​ ​‌​ ‍‌​ ​ ‌‍​‍​ ​ ​ ‌‍​ ‌ ​ ‍‌‌‍‌‍‌‍​‌​ ‍‌​‍‌‌​ ​‍​ ​‍​‍‌‌​ ‌‌‌​‌​​‍ ‍‌ ‌​‌‍‍‌‌ ‌​‌‍ ​‌‍‌‌​ ‌‍​‍‌‍​‌‌ ​ ‌‍‌‌‌‌‌‌‌ ​‍‌‍ ​​ ‌‌‍‍​‌ ‌​‌ ‌​‌ ​​‌ ​ ​‍‌‌​ ​ ‌​​‌​‍‌‌​ ​‍‌​‌‍​‍‌‌​ ​‍‌​‌‍‌‍​ ‌‍‍​‌‍‌‌‌‍ ​‌ ​ ‌‍‌‌‌‍​‌‌ ​​‌‍‍‌‌‍‌‌‌ ​‍‌ ​ ​‍ ‍‌ ​ ‌‍​‌‌‍ ‍‌‍‍‌‌ ‌​‌ ‍‌​‍ ‍‌ ​ ‌ ‌​‌ ‌‌‌‍‌​‌‍‍‌‌‍ ​‍‌‍‌‍‍‌‌‍‌​​ ‌​ ​​​ ‍​​ ​ ​ ‌ ​ ​​​ ​ ​ ​​‌‍​ ​‍ ‌​ ‌‍​ ‌ ​ ​‍‌‍​ ​‍ ‌​ ‌​‌‍‌‌‌‍​‍​ ‍​​‍ ‌‌‍​‍‌‍‌​​ ‌​‌‍​ ​‍ ‌​ ‍‌​ ​ ​ ‍​‌‍​‍​ ​ ‌‍​ ​ ‌‍​ ‌‍​ ‌‍​ ‍​​ ‍‌​ ​​​‍‌‍‌ ‌​‌ ‍‌‌ ​​‌‍‌‌​ ‌‌ ‌‍‌‍‌‌‌‍ ‍‌ ‌‌‌‍‌‌​‍‌‍‌ ​​‌‍​‌‌ ‌​‌‍‍​​ ‌‌ ​ ‌ ‌‌‌‍​‍‌​ ‍‌‍​‌‌ ‌‍‌‍‍‌‌‍‌ ‌‍​‌‌ ‌​‌‍‍‌‌‍ ‌‍ ‍​‍ ‍‌‍​ ‌‍ ‌‍ ​‌ ‌‌‌‍ ‌‌‍ ‍‌ ​ ​‍‌‌​ ‌‌‌​​‍‌‌ ‌‍‍ ‌‍‌‌‌ ‍‌​‍‌‌​ ​ ‌​‌​​‍‌‌​ ​ ‌​‌​​‍‌‌​ ​‍​ ​‍​ ‌​​ ‌‍‌‍​‌‌‍​‌‌‍‌‍​ ​​​ ‌​​ ‌‍​ ‍​‌‍‌‍​ ‍‌‌‍‌​​‍‌‌​ ​‍​ ​‍​‍‌‌​ ‌‌‌​‌​​‍ ‍‌‍ ​‌‍‍‌‌‍ ‍‌‍‍ ‌ ​ ​‍‌‌​ ‌‌‌​​‍‌‌ ‌‍‍ ‌‍‌‌‌ ‍‌​‍‌‌​ ​ ‌​‌​​‍‌‌​ ​ ‌​‌​​‍‌‌​ ​‍​ ​‍​ ​ ​ ​‌​ ‍‌​ ​ ‌‍​‍​ ​ ​ ‌‍​ ‌ ​ ‍‌‌‍‌‍‌‍​‌​ ‍‌​‍‌‌​ ​‍​ ​‍​‍‌‌​ ‌‌‌​‌​​‍ ‍‌ ‌​‌‍‍‌‌ ‌​‌‍ ​‌‍‌‌​‍‌‍‌ ​​‌‍‌‌‌ ​‍‌ ​ ‌ ​​‌‍‌‌‌‍​ ‌ ‌​‌‍‍‌‌ ‌‍‌‍‌‌​ ‌‌ ​​‌ ‌‌‌‍​‍‌‍ ​‌‍‍‌‌ ​ ‌‍‍​‌‍‌‌‌‍‌​​‍​‍‌ ‌
More
Overview​​​​‌ ‍ ​‍​‍‌‍ ‌ ​‍‌‍‍‌‌‍‌ ‌‍‍‌‌‍ ‍​‍​‍​ ‍‍​‍​‍‌ ​ ‌‍​‌‌‍ ‍‌‍‍‌‌ ‌​‌ ‍‌​‍ ‍‌‍‍‌‌‍ ​‍​‍​‍ ​​‍​‍‌‍‍​‌ ​‍‌‍‌‌‌‍‌‍​‍​‍​ ‍‍​‍​‍‌‍‍​‌ ‌​‌ ‌​‌ ​​‌ ​ ​ ‍‍​‍ ​‍ ‌‍​ ‌‍‍​‌‍‌‌‌‍ ​‌ ​ ‌‍‌‌‌‍​‌‌ ​​‌‍‍‌‌‍‌‌‌ ​‍‌ ​ ​‍ ‍‌ ​ ‌‍​‌‌‍ ‍‌‍‍‌‌ ‌​‌ ‍‌​‍ ‍‌ ​ ‌ ‌​‌ ‌‌‌‍‌​‌‍‍‌‌‍ ​‍ ‌‍‍‌‌‍ ‍‌ ‌​‌‍‌‌‌‍ ‍‌ ‌​​‍ ‌‍‌‌‌‍‌​‌‍‍‌‌ ‌​​‍ ‌‍ ‌‌‍ ‌‍‌​‌‍‌‌​ ‌‌ ​​‌ ​‍‌‍‌‌‌ ​ ‌‍‌‌‌‍ ‍‌ ‌​‌‍​‌‌ ‌​‌‍‍‌‌‍ ‌‍ ‍​ ‍ ‌‍‍‌‌‍‌​​ ‌​ ​​​ ‍​​ ​ ​ ‌ ​ ​​​ ​ ​ ​​‌‍​ ​‍ ‌​ ‌‍​ ‌ ​ ​‍‌‍​ ​‍ ‌​ ‌​‌‍‌‌‌‍​‍​ ‍​​‍ ‌‌‍​‍‌‍‌​​ ‌​‌‍​ ​‍ ‌​ ‍‌​ ​ ​ ‍​‌‍​‍​ ​ ‌‍​ ​ ‌‍​ ‌‍​ ‌‍​ ‍​​ ‍‌​ ​​​ ‍ ‌ ‌​‌ ‍‌‌ ​​‌‍‌‌​ ‌‌ ‌‍‌‍‌‌‌‍ ‍‌ ‌‌‌‍‌‌​ ‍ ‌ ​​‌‍​‌‌ ‌​‌‍‍​​ ‌‌ ​ ‌ ‌‌‌‍​‍‌​ ‍‌‍​‌‌ ‌‍‌‍‍‌‌‍‌ ‌‍​‌‌ ‌​‌‍‍‌‌‍ ‌‍ ‍​‍ ‍‌‍​ ‌‍ ‌‍ ​‌ ‌‌‌‍ ‌‌‍ ‍‌ ​ ​‍‌‌​ ‌‌‌​​‍‌‌ ‌‍‍ ‌‍‌‌‌ ‍‌​‍‌‌​ ​ ‌​‌​​‍‌‌​ ​ ‌​‌​​‍‌‌​ ​‍​ ​‍​ ‌‍‌‍‌‌​ ‍​​ ‌‍​ ​ ​ ​‍​ ‍‌‌‍‌‍​ ​​‌‍‌‍​ ​ ​ ​‌​ ​‍​ ​‌​ ‍​‌‍‌‍‌‍‌‍​ ‌​​ ‍‌​ ​​​ ​‌​ ​‍​ ‍‌​ ‌‍​ ‍​‌‍‌‍​ ‌​​ ‌‌​ ‍‌​ ‌ ​ ‌ ​ ‌‍​‍‌‌​ ​‍​ ​‍​‍‌‌​ ‌‌‌​‌​​‍ ‍‌‍ ​‌‍‍‌‌‍ ‍‌‍‍ ‌ ​ ​‍‌‌​ ‌‌‌​​‍‌‌ ‌‍‍ ‌‍‌‌‌ ‍‌​‍‌‌​ ​ ‌​‌​​‍‌‌​ ​ ‌​‌​​‍‌‌​ ​‍​ ​‍​ ‌‌​ ‍‌‌‍‌‍‌‍​‍​ ​ ​ ‌‌‌‍​ ‌‍‌‌​ ‍​‌‍​‌​ ‌ ‌‍​‍​‍‌‌​ ​‍​ ​‍​‍‌‌​ ‌‌‌​‌​​‍ ‍‌ ‌​‌‍‍‌‌ ‌​‌‍ ​‌‍‌‌​ ‌‍​‍‌‍​‌‌ ​ ‌‍‌‌‌‌‌‌‌ ​‍‌‍ ​​ ‌‌‍‍​‌ ‌​‌ ‌​‌ ​​‌ ​ ​‍‌‌​ ​ ‌​​‌​‍‌‌​ ​‍‌​‌‍​‍‌‌​ ​‍‌​‌‍‌‍​ ‌‍‍​‌‍‌‌‌‍ ​‌ ​ ‌‍‌‌‌‍​‌‌ ​​‌‍‍‌‌‍‌‌‌ ​‍‌ ​ ​‍ ‍‌ ​ ‌‍​‌‌‍ ‍‌‍‍‌‌ ‌​‌ ‍‌​‍ ‍‌ ​ ‌ ‌​‌ ‌‌‌‍‌​‌‍‍‌‌‍ ​‍‌‍‌‍‍‌‌‍‌​​ ‌​ ​​​ ‍​​ ​ ​ ‌ ​ ​​​ ​ ​ ​​‌‍​ ​‍ ‌​ ‌‍​ ‌ ​ ​‍‌‍​ ​‍ ‌​ ‌​‌‍‌‌‌‍​‍​ ‍​​‍ ‌‌‍​‍‌‍‌​​ ‌​‌‍​ ​‍ ‌​ ‍‌​ ​ ​ ‍​‌‍​‍​ ​ ‌‍​ ​ ‌‍​ ‌‍​ ‌‍​ ‍​​ ‍‌​ ​​​‍‌‍‌ ‌​‌ ‍‌‌ ​​‌‍‌‌​ ‌‌ ‌‍‌‍‌‌‌‍ ‍‌ ‌‌‌‍‌‌​‍‌‍‌ ​​‌‍​‌‌ ‌​‌‍‍​​ ‌‌ ​ ‌ ‌‌‌‍​‍‌​ ‍‌‍​‌‌ ‌‍‌‍‍‌‌‍‌ ‌‍​‌‌ ‌​‌‍‍‌‌‍ ‌‍ ‍​‍ ‍‌‍​ ‌‍ ‌‍ ​‌ ‌‌‌‍ ‌‌‍ ‍‌ ​ ​‍‌‌​ ‌‌‌​​‍‌‌ ‌‍‍ ‌‍‌‌‌ ‍‌​‍‌‌​ ​ ‌​‌​​‍‌‌​ ​ ‌​‌​​‍‌‌​ ​‍​ ​‍​ ‌‍‌‍‌‌​ ‍​​ ‌‍​ ​ ​ ​‍​ ‍‌‌‍‌‍​ ​​‌‍‌‍​ ​ ​ ​‌​ ​‍​ ​‌​ ‍​‌‍‌‍‌‍‌‍​ ‌​​ ‍‌​ ​​​ ​‌​ ​‍​ ‍‌​ ‌‍​ ‍​‌‍‌‍​ ‌​​ ‌‌​ ‍‌​ ‌ ​ ‌ ​ ‌‍​‍‌‌​ ​‍​ ​‍​‍‌‌​ ‌‌‌​‌​​‍ ‍‌‍ ​‌‍‍‌‌‍ ‍‌‍‍ ‌ ​ ​‍‌‌​ ‌‌‌​​‍‌‌ ‌‍‍ ‌‍‌‌‌ ‍‌​‍‌‌​ ​ ‌​‌​​‍‌‌​ ​ ‌​‌​​‍‌‌​ ​‍​ ​‍​ ‌‌​ ‍‌‌‍‌‍‌‍​‍​ ​ ​ ‌‌‌‍​ ‌‍‌‌​ ‍​‌‍​‌​ ‌ ‌‍​‍​‍‌‌​ ​‍​ ​‍​‍‌‌​ ‌‌‌​‌​​‍ ‍‌ ‌​‌‍‍‌‌ ‌​‌‍ ​‌‍‌‌​‍‌‍‌ ​​‌‍‌‌‌ ​‍‌ ​ ‌ ​​‌‍‌‌‌‍​ ‌ ‌​‌‍‍‌‌ ‌‍‌‍‌‌​ ‌‌ ​​‌ ‌‌‌‍​‍‌‍ ​‌‍‍‌‌ ​ ‌‍‍​‌‍‌‌‌‍‌​​‍​‍‌ ‌
Classes​​​​‌ ‍ ​‍​‍‌‍ ‌ ​‍‌‍‍‌‌‍‌ ‌‍‍‌‌‍ ‍​‍​‍​ ‍‍​‍​‍‌ ​ ‌‍​‌‌‍ ‍‌‍‍‌‌ ‌​‌ ‍‌​‍ ‍‌‍‍‌‌‍ ​‍​‍​‍ ​​‍​‍‌‍‍​‌ ​‍‌‍‌‌‌‍‌‍​‍​‍​ ‍‍​‍​‍‌‍‍​‌ ‌​‌ ‌​‌ ​​‌ ​ ​ ‍‍​‍ ​‍ ‌‍​ ‌‍‍​‌‍‌‌‌‍ ​‌ ​ ‌‍‌‌‌‍​‌‌ ​​‌‍‍‌‌‍‌‌‌ ​‍‌ ​ ​‍ ‍‌ ​ ‌‍​‌‌‍ ‍‌‍‍‌‌ ‌​‌ ‍‌​‍ ‍‌ ​ ‌ ‌​‌ ‌‌‌‍‌​‌‍‍‌‌‍ ​‍ ‌‍‍‌‌‍ ‍‌ ‌​‌‍‌‌‌‍ ‍‌ ‌​​‍ ‌‍‌‌‌‍‌​‌‍‍‌‌ ‌​​‍ ‌‍ ‌‌‍ ‌‍‌​‌‍‌‌​ ‌‌ ​​‌ ​‍‌‍‌‌‌ ​ ‌‍‌‌‌‍ ‍‌ ‌​‌‍​‌‌ ‌​‌‍‍‌‌‍ ‌‍ ‍​ ‍ ‌‍‍‌‌‍‌​​ ‌​ ​​​ ‍​​ ​ ​ ‌ ​ ​​​ ​ ​ ​​‌‍​ ​‍ ‌​ ‌‍​ ‌ ​ ​‍‌‍​ ​‍ ‌​ ‌​‌‍‌‌‌‍​‍​ ‍​​‍ ‌‌‍​‍‌‍‌​​ ‌​‌‍​ ​‍ ‌​ ‍‌​ ​ ​ ‍​‌‍​‍​ ​ ‌‍​ ​ ‌‍​ ‌‍​ ‌‍​ ‍​​ ‍‌​ ​​​ ‍ ‌ ‌​‌ ‍‌‌ ​​‌‍‌‌​ ‌‌ ‌‍‌‍‌‌‌‍ ‍‌ ‌‌‌‍‌‌​ ‍ ‌ ​​‌‍​‌‌ ‌​‌‍‍​​ ‌‌ ​ ‌ ‌‌‌‍​‍‌​ ‍‌‍​‌‌ ‌‍‌‍‍‌‌‍‌ ‌‍​‌‌ ‌​‌‍‍‌‌‍ ‌‍ ‍​‍ ‍‌‍​ ‌‍ ‌‍ ​‌ ‌‌‌‍ ‌‌‍ ‍‌ ​ ​‍‌‌​ ‌‌‌​​‍‌‌ ‌‍‍ ‌‍‌‌‌ ‍‌​‍‌‌​ ​ ‌​‌​​‍‌‌​ ​ ‌​‌​​‍‌‌​ ​‍​ ​‍​ ‍‌‌‍​‍​ ‌‌​ ‌‌​ ‌ ​ ‌‌​ ​ ​ ‍‌​ ​​​ ‌‌​ ​‍‌‍​‍​‍‌‌​ ​‍​ ​‍​‍‌‌​ ‌‌‌​‌​​‍ ‍‌‍ ​‌‍‍‌‌‍ ‍‌‍‍ ‌ ​ ​‍‌‌​ ‌‌‌​​‍‌‌ ‌‍‍ ‌‍‌‌‌ ‍‌​‍‌‌​ ​ ‌​‌​​‍‌‌​ ​ ‌​‌​​‍‌‌​ ​‍​ ​‍​ ‌‌​ ‍‌‌‍‌‍‌‍​‍​ ​ ​ ‌‌‌‍​ ‌‍‌‌​ ‍​‌‍​‌​ ‌ ‌‍​‍​‍‌‌​ ​‍​ ​‍​‍‌‌​ ‌‌‌​‌​​‍ ‍‌ ‌​‌‍‍‌‌ ‌​‌‍ ​‌‍‌‌​ ‌‍​‍‌‍​‌‌ ​ ‌‍‌‌‌‌‌‌‌ ​‍‌‍ ​​ ‌‌‍‍​‌ ‌​‌ ‌​‌ ​​‌ ​ ​‍‌‌​ ​ ‌​​‌​‍‌‌​ ​‍‌​‌‍​‍‌‌​ ​‍‌​‌‍‌‍​ ‌‍‍​‌‍‌‌‌‍ ​‌ ​ ‌‍‌‌‌‍​‌‌ ​​‌‍‍‌‌‍‌‌‌ ​‍‌ ​ ​‍ ‍‌ ​ ‌‍​‌‌‍ ‍‌‍‍‌‌ ‌​‌ ‍‌​‍ ‍‌ ​ ‌ ‌​‌ ‌‌‌‍‌​‌‍‍‌‌‍ ​‍‌‍‌‍‍‌‌‍‌​​ ‌​ ​​​ ‍​​ ​ ​ ‌ ​ ​​​ ​ ​ ​​‌‍​ ​‍ ‌​ ‌‍​ ‌ ​ ​‍‌‍​ ​‍ ‌​ ‌​‌‍‌‌‌‍​‍​ ‍​​‍ ‌‌‍​‍‌‍‌​​ ‌​‌‍​ ​‍ ‌​ ‍‌​ ​ ​ ‍​‌‍​‍​ ​ ‌‍​ ​ ‌‍​ ‌‍​ ‌‍​ ‍​​ ‍‌​ ​​​‍‌‍‌ ‌​‌ ‍‌‌ ​​‌‍‌‌​ ‌‌ ‌‍‌‍‌‌‌‍ ‍‌ ‌‌‌‍‌‌​‍‌‍‌ ​​‌‍​‌‌ ‌​‌‍‍​​ ‌‌ ​ ‌ ‌‌‌‍​‍‌​ ‍‌‍​‌‌ ‌‍‌‍‍‌‌‍‌ ‌‍​‌‌ ‌​‌‍‍‌‌‍ ‌‍ ‍​‍ ‍‌‍​ ‌‍ ‌‍ ​‌ ‌‌‌‍ ‌‌‍ ‍‌ ​ ​‍‌‌​ ‌‌‌​​‍‌‌ ‌‍‍ ‌‍‌‌‌ ‍‌​‍‌‌​ ​ ‌​‌​​‍‌‌​ ​ ‌​‌​​‍‌‌​ ​‍​ ​‍​ ‍‌‌‍​‍​ ‌‌​ ‌‌​ ‌ ​ ‌‌​ ​ ​ ‍‌​ ​​​ ‌‌​ ​‍‌‍​‍​‍‌‌​ ​‍​ ​‍​‍‌‌​ ‌‌‌​‌​​‍ ‍‌‍ ​‌‍‍‌‌‍ ‍‌‍‍ ‌ ​ ​‍‌‌​ ‌‌‌​​‍‌‌ ‌‍‍ ‌‍‌‌‌ ‍‌​‍‌‌​ ​ ‌​‌​​‍‌‌​ ​ ‌​‌​​‍‌‌​ ​‍​ ​‍​ ‌‌​ ‍‌‌‍‌‍‌‍​‍​ ​ ​ ‌‌‌‍​ ‌‍‌‌​ ‍​‌‍​‌​ ‌ ‌‍​‍​‍‌‌​ ​‍​ ​‍​‍‌‌​ ‌‌‌​‌​​‍ ‍‌ ‌​‌‍‍‌‌ ‌​‌‍ ​‌‍‌‌​‍‌‍‌ ​​‌‍‌‌‌ ​‍‌ ​ ‌ ​​‌‍‌‌‌‍​ ‌ ‌​‌‍‍‌‌ ‌‍‌‍‌‌​ ‌‌ ​​‌ ‌‌‌‍​‍‌‍ ​‌‍‍‌‌ ​ ‌‍‍​‌‍‌‌‌‍‌​​‍​‍‌ ‌
Camps​​​​‌ ‍ ​‍​‍‌‍ ‌ ​‍‌‍‍‌‌‍‌ ‌‍‍‌‌‍ ‍​‍​‍​ ‍‍​‍​‍‌ ​ ‌‍​‌‌‍ ‍‌‍‍‌‌ ‌​‌ ‍‌​‍ ‍‌‍‍‌‌‍ ​‍​‍​‍ ​​‍​‍‌‍‍​‌ ​‍‌‍‌‌‌‍‌‍​‍​‍​ ‍‍​‍​‍‌‍‍​‌ ‌​‌ ‌​‌ ​​‌ ​ ​ ‍‍​‍ ​‍ ‌‍​ ‌‍‍​‌‍‌‌‌‍ ​‌ ​ ‌‍‌‌‌‍​‌‌ ​​‌‍‍‌‌‍‌‌‌ ​‍‌ ​ ​‍ ‍‌ ​ ‌‍​‌‌‍ ‍‌‍‍‌‌ ‌​‌ ‍‌​‍ ‍‌ ​ ‌ ‌​‌ ‌‌‌‍‌​‌‍‍‌‌‍ ​‍ ‌‍‍‌‌‍ ‍‌ ‌​‌‍‌‌‌‍ ‍‌ ‌​​‍ ‌‍‌‌‌‍‌​‌‍‍‌‌ ‌​​‍ ‌‍ ‌‌‍ ‌‍‌​‌‍‌‌​ ‌‌ ​​‌ ​‍‌‍‌‌‌ ​ ‌‍‌‌‌‍ ‍‌ ‌​‌‍​‌‌ ‌​‌‍‍‌‌‍ ‌‍ ‍​ ‍ ‌‍‍‌‌‍‌​​ ‌​ ​​​ ‍​​ ​ ​ ‌ ​ ​​​ ​ ​ ​​‌‍​ ​‍ ‌​ ‌‍​ ‌ ​ ​‍‌‍​ ​‍ ‌​ ‌​‌‍‌‌‌‍​‍​ ‍​​‍ ‌‌‍​‍‌‍‌​​ ‌​‌‍​ ​‍ ‌​ ‍‌​ ​ ​ ‍​‌‍​‍​ ​ ‌‍​ ​ ‌‍​ ‌‍​ ‌‍​ ‍​​ ‍‌​ ​​​ ‍ ‌ ‌​‌ ‍‌‌ ​​‌‍‌‌​ ‌‌ ‌‍‌‍‌‌‌‍ ‍‌ ‌‌‌‍‌‌​ ‍ ‌ ​​‌‍​‌‌ ‌​‌‍‍​​ ‌‌ ​ ‌ ‌‌‌‍​‍‌​ ‍‌‍​‌‌ ‌‍‌‍‍‌‌‍‌ ‌‍​‌‌ ‌​‌‍‍‌‌‍ ‌‍ ‍​‍ ‍‌‍​ ‌‍ ‌‍ ​‌ ‌‌‌‍ ‌‌‍ ‍‌ ​ ​‍‌‌​ ‌‌‌​​‍‌‌ ‌‍‍ ‌‍‌‌‌ ‍‌​‍‌‌​ ​ ‌​‌​​‍‌‌​ ​ ‌​‌​​‍‌‌​ ​‍​ ​‍​ ‌ ‌‍​‍‌‍‌‌‌‍‌​​ ​​​ ‌ ‌‍​‍​ ‌‍‌‍‌​​ ‌‌​ ​ ‌‍​‌​‍‌‌​ ​‍​ ​‍​‍‌‌​ ‌‌‌​‌​​‍ ‍‌ ‌​‌‍‍‌‌ ‌​‌‍ ​‌‍‌‌​ ‌‍​‍‌‍​‌‌ ​ ‌‍‌‌‌‌‌‌‌ ​‍‌‍ ​​ ‌‌‍‍​‌ ‌​‌ ‌​‌ ​​‌ ​ ​‍‌‌​ ​ ‌​​‌​‍‌‌​ ​‍‌​‌‍​‍‌‌​ ​‍‌​‌‍‌‍​ ‌‍‍​‌‍‌‌‌‍ ​‌ ​ ‌‍‌‌‌‍​‌‌ ​​‌‍‍‌‌‍‌‌‌ ​‍‌ ​ ​‍ ‍‌ ​ ‌‍​‌‌‍ ‍‌‍‍‌‌ ‌​‌ ‍‌​‍ ‍‌ ​ ‌ ‌​‌ ‌‌‌‍‌​‌‍‍‌‌‍ ​‍‌‍‌‍‍‌‌‍‌​​ ‌​ ​​​ ‍​​ ​ ​ ‌ ​ ​​​ ​ ​ ​​‌‍​ ​‍ ‌​ ‌‍​ ‌ ​ ​‍‌‍​ ​‍ ‌​ ‌​‌‍‌‌‌‍​‍​ ‍​​‍ ‌‌‍​‍‌‍‌​​ ‌​‌‍​ ​‍ ‌​ ‍‌​ ​ ​ ‍​‌‍​‍​ ​ ‌‍​ ​ ‌‍​ ‌‍​ ‌‍​ ‍​​ ‍‌​ ​​​‍‌‍‌ ‌​‌ ‍‌‌ ​​‌‍‌‌​ ‌‌ ‌‍‌‍‌‌‌‍ ‍‌ ‌‌‌‍‌‌​‍‌‍‌ ​​‌‍​‌‌ ‌​‌‍‍​​ ‌‌ ​ ‌ ‌‌‌‍​‍‌​ ‍‌‍​‌‌ ‌‍‌‍‍‌‌‍‌ ‌‍​‌‌ ‌​‌‍‍‌‌‍ ‌‍ ‍​‍ ‍‌‍​ ‌‍ ‌‍ ​‌ ‌‌‌‍ ‌‌‍ ‍‌ ​ ​‍‌‌​ ‌‌‌​​‍‌‌ ‌‍‍ ‌‍‌‌‌ ‍‌​‍‌‌​ ​ ‌​‌​​‍‌‌​ ​ ‌​‌​​‍‌‌​ ​‍​ ​‍​ ‌ ‌‍​‍‌‍‌‌‌‍‌​​ ​​​ ‌ ‌‍​‍​ ‌‍‌‍‌​​ ‌‌​ ​ ‌‍​‌​‍‌‌​ ​‍​ ​‍​‍‌‌​ ‌‌‌​‌​​‍ ‍‌ ‌​‌‍‍‌‌ ‌​‌‍ ​‌‍‌‌​‍‌‍‌ ​​‌‍‌‌‌ ​‍‌ ​ ‌ ​​‌‍‌‌‌‍​ ‌ ‌​‌‍‍‌‌ ‌‍‌‍‌‌​ ‌‌ ​​‌ ‌‌‌‍​‍‌‍ ​‌‍‍‌‌ ​ ‌‍‍​‌‍‌‌‌‍‌​​‍​‍‌ ‌
Birthday Parties​​​​‌ ‍ ​‍​‍‌‍ ‌ ​‍‌‍‍‌‌‍‌ ‌‍‍‌‌‍ ‍​‍​‍​ ‍‍​‍​‍‌ ​ ‌‍​‌‌‍ ‍‌‍‍‌‌ ‌​‌ ‍‌​‍ ‍‌‍‍‌‌‍ ​‍​‍​‍ ​​‍​‍‌‍‍​‌ ​‍‌‍‌‌‌‍‌‍​‍​‍​ ‍‍​‍​‍‌‍‍​‌ ‌​‌ ‌​‌ ​​‌ ​ ​ ‍‍​‍ ​‍ ‌‍​ ‌‍‍​‌‍‌‌‌‍ ​‌ ​ ‌‍‌‌‌‍​‌‌ ​​‌‍‍‌‌‍‌‌‌ ​‍‌ ​ ​‍ ‍‌ ​ ‌‍​‌‌‍ ‍‌‍‍‌‌ ‌​‌ ‍‌​‍ ‍‌ ​ ‌ ‌​‌ ‌‌‌‍‌​‌‍‍‌‌‍ ​‍ ‌‍‍‌‌‍ ‍‌ ‌​‌‍‌‌‌‍ ‍‌ ‌​​‍ ‌‍‌‌‌‍‌​‌‍‍‌‌ ‌​​‍ ‌‍ ‌‌‍ ‌‍‌​‌‍‌‌​ ‌‌ ​​‌ ​‍‌‍‌‌‌ ​ ‌‍‌‌‌‍ ‍‌ ‌​‌‍​‌‌ ‌​‌‍‍‌‌‍ ‌‍ ‍​ ‍ ‌‍‍‌‌‍‌​​ ‌​ ​​​ ‍​​ ​ ​ ‌ ​ ​​​ ​ ​ ​​‌‍​ ​‍ ‌​ ‌‍​ ‌ ​ ​‍‌‍​ ​‍ ‌​ ‌​‌‍‌‌‌‍​‍​ ‍​​‍ ‌‌‍​‍‌‍‌​​ ‌​‌‍​ ​‍ ‌​ ‍‌​ ​ ​ ‍​‌‍​‍​ ​ ‌‍​ ​ ‌‍​ ‌‍​ ‌‍​ ‍​​ ‍‌​ ​​​ ‍ ‌ ‌​‌ ‍‌‌ ​​‌‍‌‌​ ‌‌ ‌‍‌‍‌‌‌‍ ‍‌ ‌‌‌‍‌‌​ ‍ ‌ ​​‌‍​‌‌ ‌​‌‍‍​​ ‌‌ ​ ‌ ‌‌‌‍​‍‌​ ‍‌‍​‌‌ ‌‍‌‍‍‌‌‍‌ ‌‍​‌‌ ‌​‌‍‍‌‌‍ ‌‍ ‍​‍ ‍‌‍​ ‌‍ ‌‍ ​‌ ‌‌‌‍ ‌‌‍ ‍‌ ​ ​‍‌‌​ ‌‌‌​​‍‌‌ ‌‍‍ ‌‍‌‌‌ ‍‌​‍‌‌​ ​ ‌​‌​​‍‌‌​ ​ ‌​‌​​‍‌‌​ ​‍​ ​‍‌‍‌‌‌‍‌‍​ ‌‌​ ‌​​ ‌‌​ ‌‍​ ‌‌​ ‌​‌‍‌​​ ‌‍​ ​ ‌‍​‌​‍‌‌​ ​‍​ ​‍​‍‌‌​ ‌‌‌​‌​​‍ ‍‌‍ ​‌‍‍‌‌‍ ‍‌‍‍ ‌ ​ ​‍‌‌​ ‌‌‌​​‍‌‌ ‌‍‍ ‌‍‌‌‌ ‍‌​‍‌‌​ ​ ‌​‌​​‍‌‌​ ​ ‌​‌​​‍‌‌​ ​‍​ ​‍‌‍​‌​ ​ ​ ‌ ​ ‍‌​ ​ ​ ‍‌​ ​​‌‍‌‍​ ‍‌​ ​​‌‍​‌‌‍‌‌​‍‌‌​ ​‍​ ​‍​‍‌‌​ ‌‌‌​‌​​‍ ‍‌ ‌​‌‍‍‌‌ ‌​‌‍ ​‌‍‌‌​ ‌‍​‍‌‍​‌‌ ​ ‌‍‌‌‌‌‌‌‌ ​‍‌‍ ​​ ‌‌‍‍​‌ ‌​‌ ‌​‌ ​​‌ ​ ​‍‌‌​ ​ ‌​​‌​‍‌‌​ ​‍‌​‌‍​‍‌‌​ ​‍‌​‌‍‌‍​ ‌‍‍​‌‍‌‌‌‍ ​‌ ​ ‌‍‌‌‌‍​‌‌ ​​‌‍‍‌‌‍‌‌‌ ​‍‌ ​ ​‍ ‍‌ ​ ‌‍​‌‌‍ ‍‌‍‍‌‌ ‌​‌ ‍‌​‍ ‍‌ ​ ‌ ‌​‌ ‌‌‌‍‌​‌‍‍‌‌‍ ​‍‌‍‌‍‍‌‌‍‌​​ ‌​ ​​​ ‍​​ ​ ​ ‌ ​ ​​​ ​ ​ ​​‌‍​ ​‍ ‌​ ‌‍​ ‌ ​ ​‍‌‍​ ​‍ ‌​ ‌​‌‍‌‌‌‍​‍​ ‍​​‍ ‌‌‍​‍‌‍‌​​ ‌​‌‍​ ​‍ ‌​ ‍‌​ ​ ​ ‍​‌‍​‍​ ​ ‌‍​ ​ ‌‍​ ‌‍​ ‌‍​ ‍​​ ‍‌​ ​​​‍‌‍‌ ‌​‌ ‍‌‌ ​​‌‍‌‌​ ‌‌ ‌‍‌‍‌‌‌‍ ‍‌ ‌‌‌‍‌‌​‍‌‍‌ ​​‌‍​‌‌ ‌​‌‍‍​​ ‌‌ ​ ‌ ‌‌‌‍​‍‌​ ‍‌‍​‌‌ ‌‍‌‍‍‌‌‍‌ ‌‍​‌‌ ‌​‌‍‍‌‌‍ ‌‍ ‍​‍ ‍‌‍​ ‌‍ ‌‍ ​‌ ‌‌‌‍ ‌‌‍ ‍‌ ​ ​‍‌‌​ ‌‌‌​​‍‌‌ ‌‍‍ ‌‍‌‌‌ ‍‌​‍‌‌​ ​ ‌​‌​​‍‌‌​ ​ ‌​‌​​‍‌‌​ ​‍​ ​‍‌‍‌‌‌‍‌‍​ ‌‌​ ‌​​ ‌‌​ ‌‍​ ‌‌​ ‌​‌‍‌​​ ‌‍​ ​ ‌‍​‌​‍‌‌​ ​‍​ ​‍​‍‌‌​ ‌‌‌​‌​​‍ ‍‌‍ ​‌‍‍‌‌‍ ‍‌‍‍ ‌ ​ ​‍‌‌​ ‌‌‌​​‍‌‌ ‌‍‍ ‌‍‌‌‌ ‍‌​‍‌‌​ ​ ‌​‌​​‍‌‌​ ​ ‌​‌​​‍‌‌​ ​‍​ ​‍‌‍​‌​ ​ ​ ‌ ​ ‍‌​ ​ ​ ‍‌​ ​​‌‍‌‍​ ‍‌​ ​​‌‍​‌‌‍‌‌​‍‌‌​ ​‍​ ​‍​‍‌‌​ ‌‌‌​‌​​‍ ‍‌ ‌​‌‍‍‌‌ ‌​‌‍ ​‌‍‌‌​‍‌‍‌ ​​‌‍‌‌‌ ​‍‌ ​ ‌ ​​‌‍‌‌‌‍​ ‌ ‌​‌‍‍‌‌ ‌‍‌‍‌‌​ ‌‌ ​​‌ ‌‌‌‍​‍‌‍ ​‌‍‍‌‌ ​ ‌‍‍​‌‍‌‌‌‍‌​​‍​‍‌ ‌
More
Fall Classes start Thursday, September 10. Save your spot now. New families get $100 off.​​​​‌ ‍ ​‍​‍‌‍ ‌ ​‍‌‍‍‌‌‍‌ ‌‍‍‌‌‍ ‍​‍​‍​ ‍‍​‍​‍‌ ​ ‌‍​‌‌‍ ‍‌‍‍‌‌ ‌​‌ ‍‌​‍ ‍‌‍‍‌‌‍ ​‍​‍​‍ ​​‍​‍‌‍‍​‌ ​‍‌‍‌‌‌‍‌‍​‍​‍​ ‍‍​‍​‍‌‍‍​‌ ‌​‌ ‌​‌ ​​‌ ​ ​ ‍‍​‍ ​‍ ‌‍​ ‌‍‍​‌‍‌‌‌‍ ​‌ ​ ‌‍‌‌‌‍​‌‌ ​​‌‍‍‌‌‍‌‌‌ ​‍‌ ​ ​‍ ‍‌ ​ ‌‍​‌‌‍ ‍‌‍‍‌‌ ‌​‌ ‍‌​‍ ‍‌ ​ ‌ ‌​‌ ‌‌‌‍‌​‌‍‍‌‌‍ ​‍ ‌‍‍‌‌‍ ‍‌ ‌​‌‍‌‌‌‍ ‍‌ ‌​​‍ ‌‍‌‌‌‍‌​‌‍‍‌‌ ‌​​‍ ‌‍ ‌‌‍ ‌‍‌​‌‍‌‌​ ‌‌ ​​‌ ​‍‌‍‌‌‌ ​ ‌‍‌‌‌‍ ‍‌ ‌​‌‍​‌‌ ‌​‌‍‍‌‌‍ ‌‍ ‍​ ‍ ‌‍‍‌‌‍‌​​ ‌​ ‍‌​ ​‌​ ‌‍​ ‌​​ ​‌​ ​​​ ‌‍‌‍‌‌​‍ ‌​ ​ ​ ​‍‌‍‌‍​ ‌​​‍ ‌​ ‌​​ ​​​ ‌​​ ‌​​‍ ‌‌‍​‍‌‍​ ​ ‌​​ ‍‌​‍ ‌​ ​‍‌‍​‌‌‍‌‌​ ‍​​ ‌‍‌‍‌‍‌‍​‍​ ‌​​ ​‍​ ‌‍​ ‌ ​ ​​​ ‍ ‌ ‌​‌ ‍‌‌ ​​‌‍‌‌​ ‌‌ ​​‌ ​‍‌‍ ‌‍ ‌‌‍ ‌ ‌​‌‍‍‌‌‍ ‌‍ ‍​ ‍ ‌ ​​‌‍​‌‌ ‌​‌‍‍​​ ‌‌ ‌​‌‍‍‌‌ ‌​‌‍ ​‌‍‌‌​ ‌‍​‍‌‍​‌‌ ​ ‌‍‌‌‌‌‌‌‌ ​‍‌‍ ​​ ‌‌‍‍​‌ ‌​‌ ‌​‌ ​​‌ ​ ​‍‌‌​ ​ ‌​​‌​‍‌‌​ ​‍‌​‌‍​‍‌‌​ ​‍‌​‌‍‌‍​ ‌‍‍​‌‍‌‌‌‍ ​‌ ​ ‌‍‌‌‌‍​‌‌ ​​‌‍‍‌‌‍‌‌‌ ​‍‌ ​ ​‍ ‍‌ ​ ‌‍​‌‌‍ ‍‌‍‍‌‌ ‌​‌ ‍‌​‍ ‍‌ ​ ‌ ‌​‌ ‌‌‌‍‌​‌‍‍‌‌‍ ​‍‌‍‌‍‍‌‌‍‌​​ ‌​ ‍‌​ ​‌​ ‌‍​ ‌​​ ​‌​ ​​​ ‌‍‌‍‌‌​‍ ‌​ ​ ​ ​‍‌‍‌‍​ ‌​​‍ ‌​ ‌​​ ​​​ ‌​​ ‌​​‍ ‌‌‍​‍‌‍​ ​ ‌​​ ‍‌​‍ ‌​ ​‍‌‍​‌‌‍‌‌​ ‍​​ ‌‍‌‍‌‍‌‍​‍​ ‌​​ ​‍​ ‌‍​ ‌ ​ ​​​‍‌‍‌ ‌​‌ ‍‌‌ ​​‌‍‌‌​ ‌‌ ​​‌ ​‍‌‍ ‌‍ ‌‌‍ ‌ ‌​‌‍‍‌‌‍ ‌‍ ‍​‍‌‍‌ ​​‌‍​‌‌ ‌​‌‍‍​​ ‌‌ ‌​‌‍‍‌‌ ‌​‌‍ ​‌‍‌‌​‍‌‍‌ ​​‌‍‌‌‌ ​‍‌ ​ ‌ ​​‌‍‌‌‌‍​ ‌ ‌​‌‍‍‌‌ ‌‍‌‍‌‌​ ‌‌ ​​‌ ‌‌‌‍​‍‌‍ ​‌‍‍‌‌ ​ ‌‍‍​‌‍‌‌‌‍‌​​‍​‍‌ ‌
Field House Manhattan​​​​‌ ‍ ​‍​‍‌‍ ‌ ​‍‌‍‍‌‌‍‌ ‌‍‍‌‌‍ ‍​‍​‍​ ‍‍​‍​‍‌ ​ ‌‍​‌‌‍ ‍‌‍‍‌‌ ‌​‌ ‍‌​‍ ‍‌‍‍‌‌‍ ​‍​‍​‍ ​​‍​‍‌‍‍​‌ ​‍‌‍‌‌‌‍‌‍​‍​‍​ ‍‍​‍​‍‌‍‍​‌ ‌​‌ ‌​‌ ​​‌ ​ ​ ‍‍​‍ ​‍ ‌‍​ ‌‍‍​‌‍‌‌‌‍ ​‌ ​ ‌‍‌‌‌‍​‌‌ ​​‌‍‍‌‌‍‌‌‌ ​‍‌ ​ ​‍ ‍‌ ​ ‌‍​‌‌‍ ‍‌‍‍‌‌ ‌​‌ ‍‌​‍ ‍‌ ​ ‌ ‌​‌ ‌‌‌‍‌​‌‍‍‌‌‍ ​‍ ‌‍‍‌‌‍ ‍‌ ‌​‌‍‌‌‌‍ ‍‌ ‌​​‍ ‌‍‌‌‌‍‌​‌‍‍‌‌ ‌​​‍ ‌‍ ‌‌‍ ‌‍‌​‌‍‌‌​ ‌‌ ​​‌ ​‍‌‍‌‌‌ ​ ‌‍‌‌‌‍ ‍‌ ‌​‌‍​‌‌ ‌​‌‍‍‌‌‍ ‌‍ ‍​ ‍ ‌‍‍‌‌‍‌​​ ‌​ ​​​ ‍​​ ​ ​ ‌ ​ ​​​ ​ ​ ​​‌‍​ ​‍ ‌​ ‌‍​ ‌ ​ ​‍‌‍​ ​‍ ‌​ ‌​‌‍‌‌‌‍​‍​ ‍​​‍ ‌‌‍​‍‌‍‌​​ ‌​‌‍​ ​‍ ‌​ ‍‌​ ​ ​ ‍​‌‍​‍​ ​ ‌‍​ ​ ‌‍​ ‌‍​ ‌‍​ ‍​​ ‍‌​ ​​​ ‍ ‌ ‌​‌ ‍‌‌ ​​‌‍‌‌​ ‌‌ ‌‍‌‍‌‌‌‍ ‍‌ ‌‌‌‍‌‌​ ‍ ‌ ​​‌‍​‌‌ ‌​‌‍‍​​ ‌‌ ‌​‌‍‍‌‌ ‌​‌‍ ​‌‍‌‌​ ‌‍​‍‌‍​‌‌ ​ ‌‍‌‌‌‌‌‌‌ ​‍‌‍ ​​ ‌‌‍‍​‌ ‌​‌ ‌​‌ ​​‌ ​ ​‍‌‌​ ​ ‌​​‌​‍‌‌​ ​‍‌​‌‍​‍‌‌​ ​‍‌​‌‍‌‍​ ‌‍‍​‌‍‌‌‌‍ ​‌ ​ ‌‍‌‌‌‍​‌‌ ​​‌‍‍‌‌‍‌‌‌ ​‍‌ ​ ​‍ ‍‌ ​ ‌‍​‌‌‍ ‍‌‍‍‌‌ ‌​‌ ‍‌​‍ ‍‌ ​ ‌ ‌​‌ ‌‌‌‍‌​‌‍‍‌‌‍ ​‍‌‍‌‍‍‌‌‍‌​​ ‌​ ​​​ ‍​​ ​ ​ ‌ ​ ​​​ ​ ​ ​​‌‍​ ​‍ ‌​ ‌‍​ ‌ ​ ​‍‌‍​ ​‍ ‌​ ‌​‌‍‌‌‌‍​‍​ ‍​​‍ ‌‌‍​‍‌‍‌​​ ‌​‌‍​ ​‍ ‌​ ‍‌​ ​ ​ ‍​‌‍​‍​ ​ ‌‍​ ​ ‌‍​ ‌‍​ ‌‍​ ‍​​ ‍‌​ ​​​‍‌‍‌ ‌​‌ ‍‌‌ ​​‌‍‌‌​ ‌‌ ‌‍‌‍‌‌‌‍ ‍‌ ‌‌‌‍‌‌​‍‌‍‌ ​​‌‍​‌‌ ‌​‌‍‍​​ ‌‌ ‌​‌‍‍‌‌ ‌​‌‍ ​‌‍‌‌​‍‌‍‌ ​​‌‍‌‌‌ ​‍‌ ​ ‌ ​​‌‍‌‌‌‍​ ‌ ‌​‌‍‍‌‌ ‌‍‌‍‌‌​ ‌‌ ​​‌ ‌‌‌‍​‍‌‍ ​‌‍‍‌‌ ​ ‌‍‍​‌‍‌‌‌‍‌​​‍​‍‌ ‌
New York, NY​​​​‌ ‍ ​‍​‍‌‍ ‌ ​‍‌‍‍‌‌‍‌ ‌‍‍‌‌‍ ‍​‍​‍​ ‍‍​‍​‍‌ ​ ‌‍​‌‌‍ ‍‌‍‍‌‌ ‌​‌ ‍‌​‍ ‍‌‍‍‌‌‍ ​‍​‍​‍ ​​‍​‍‌‍‍​‌ ​‍‌‍‌‌‌‍‌‍​‍​‍​ ‍‍​‍​‍‌‍‍​‌ ‌​‌ ‌​‌ ​​‌ ​ ​ ‍‍​‍ ​‍ ‌‍​ ‌‍‍​‌‍‌‌‌‍ ​‌ ​ ‌‍‌‌‌‍​‌‌ ​​‌‍‍‌‌‍‌‌‌ ​‍‌ ​ ​‍ ‍‌ ​ ‌‍​‌‌‍ ‍‌‍‍‌‌ ‌​‌ ‍‌​‍ ‍‌ ​ ‌ ‌​‌ ‌‌‌‍‌​‌‍‍‌‌‍ ​‍ ‌‍‍‌‌‍ ‍‌ ‌​‌‍‌‌‌‍ ‍‌ ‌​​‍ ‌‍‌‌‌‍‌​‌‍‍‌‌ ‌​​‍ ‌‍ ‌‌‍ ‌‍‌​‌‍‌‌​ ‌‌ ​​‌ ​‍‌‍‌‌‌ ​ ‌‍‌‌‌‍ ‍‌ ‌​‌‍​‌‌ ‌​‌‍‍‌‌‍ ‌‍ ‍​ ‍ ‌‍‍‌‌‍‌​​ ‌​ ​​​ ‍​​ ​ ​ ‌ ​ ​​​ ​ ​ ​​‌‍​ ​‍ ‌​ ‌‍​ ‌ ​ ​‍‌‍​ ​‍ ‌​ ‌​‌‍‌‌‌‍​‍​ ‍​​‍ ‌‌‍​‍‌‍‌​​ ‌​‌‍​ ​‍ ‌​ ‍‌​ ​ ​ ‍​‌‍​‍​ ​ ‌‍​ ​ ‌‍​ ‌‍​ ‌‍​ ‍​​ ‍‌​ ​​​ ‍ ‌ ‌​‌ ‍‌‌ ​​‌‍‌‌​ ‌‌ ‌‍‌‍‌‌‌‍ ‍‌ ‌‌‌‍‌‌​ ‍ ‌ ​​‌‍​‌‌ ‌​‌‍‍​​ ‌‌ ‌‍‌‍‌‌‌‍ ‍‌ ‌‌‌‍‌‌‌​ ​‌‍ ‌‍​ ‌‍​‌‌ ‌​‌‍‍‌‌‍ ‌‍ ‍​ ‌‍​‍‌‍​‌‌ ​ ‌‍‌‌‌‌‌‌‌ ​‍‌‍ ​​ ‌‌‍‍​‌ ‌​‌ ‌​‌ ​​‌ ​ ​‍‌‌​ ​ ‌​​‌​‍‌‌​ ​‍‌​‌‍​‍‌‌​ ​‍‌​‌‍‌‍​ ‌‍‍​‌‍‌‌‌‍ ​‌ ​ ‌‍‌‌‌‍​‌‌ ​​‌‍‍‌‌‍‌‌‌ ​‍‌ ​ ​‍ ‍‌ ​ ‌‍​‌‌‍ ‍‌‍‍‌‌ ‌​‌ ‍‌​‍ ‍‌ ​ ‌ ‌​‌ ‌‌‌‍‌​‌‍‍‌‌‍ ​‍‌‍‌‍‍‌‌‍‌​​ ‌​ ​​​ ‍​​ ​ ​ ‌ ​ ​​​ ​ ​ ​​‌‍​ ​‍ ‌​ ‌‍​ ‌ ​ ​‍‌‍​ ​‍ ‌​ ‌​‌‍‌‌‌‍​‍​ ‍​​‍ ‌‌‍​‍‌‍‌​​ ‌​‌‍​ ​‍ ‌​ ‍‌​ ​ ​ ‍​‌‍​‍​ ​ ‌‍​ ​ ‌‍​ ‌‍​ ‌‍​ ‍​​ ‍‌​ ​​​‍‌‍‌ ‌​‌ ‍‌‌ ​​‌‍‌‌​ ‌‌ ‌‍‌‍‌‌‌‍ ‍‌ ‌‌‌‍‌‌​‍‌‍‌ ​​‌‍​‌‌ ‌​‌‍‍​​ ‌‌ ‌‍‌‍‌‌‌‍ ‍‌ ‌‌‌‍‌‌‌​ ​‌‍ ‌‍​ ‌‍​‌‌ ‌​‌‍‍‌‌‍ ‌‍ ‍​‍‌‍‌ ​​‌‍‌‌‌ ​‍‌ ​ ‌ ​​‌‍‌‌‌‍​ ‌ ‌​‌‍‍‌‌ ‌‍‌‍‌‌​ ‌‌ ​​‌ ‌‌‌‍​‍‌‍ ​‌‍‍‌‌ ​ ‌‍‍​‌‍‌‌‌‍‌​​‍​‍‌ ‌
Manhattan’s home for gymnastics, soccer, basketball and more—where kids, adults, and families learn, grow, compete, and belong.​​​​‌ ‍ ​‍​‍‌‍ ‌ ​‍‌‍‍‌‌‍‌ ‌‍‍‌‌‍ ‍​‍​‍​ ‍‍​‍​‍‌ ​ ‌‍​‌‌‍ ‍‌‍‍‌‌ ‌​‌ ‍‌​‍ ‍‌‍‍‌‌‍ ​‍​‍​‍ ​​‍​‍‌‍‍​‌ ​‍‌‍‌‌‌‍‌‍​‍​‍​ ‍‍​‍​‍‌‍‍​‌ ‌​‌ ‌​‌ ​​‌ ​ ​ ‍‍​‍ ​‍ ‌‍​ ‌‍‍​‌‍‌‌‌‍ ​‌ ​ ‌‍‌‌‌‍​‌‌ ​​‌‍‍‌‌‍‌‌‌ ​‍‌ ​ ​‍ ‍‌ ​ ‌‍​‌‌‍ ‍‌‍‍‌‌ ‌​‌ ‍‌​‍ ‍‌ ​ ‌ ‌​‌ ‌‌‌‍‌​‌‍‍‌‌‍ ​‍ ‌‍‍‌‌‍ ‍‌ ‌​‌‍‌‌‌‍ ‍‌ ‌​​‍ ‌‍‌‌‌‍‌​‌‍‍‌‌ ‌​​‍ ‌‍ ‌‌‍ ‌‍‌​‌‍‌‌​ ‌‌ ​​‌ ​‍‌‍‌‌‌ ​ ‌‍‌‌‌‍ ‍‌ ‌​‌‍​‌‌ ‌​‌‍‍‌‌‍ ‌‍ ‍​ ‍ ‌‍‍‌‌‍‌​​ ‌​ ​​​ ‍​​ ​ ​ ‌ ​ ​​​ ​ ​ ​​‌‍​ ​‍ ‌​ ‌‍​ ‌ ​ ​‍‌‍​ ​‍ ‌​ ‌​‌‍‌‌‌‍​‍​ ‍​​‍ ‌‌‍​‍‌‍‌​​ ‌​‌‍​ ​‍ ‌​ ‍‌​ ​ ​ ‍​‌‍​‍​ ​ ‌‍​ ​ ‌‍​ ‌‍​ ‌‍​ ‍​​ ‍‌​ ​​​ ‍ ‌ ‌​‌ ‍‌‌ ​​‌‍‌‌​ ‌‌ ‌‍‌‍‌‌‌‍ ‍‌ ‌‌‌‍‌‌​ ‍ ‌ ​​‌‍​‌‌ ‌​‌‍‍​​ ‌‌‍‍‌‌‍ ‍‌ ‌​‌ ​‍‌‍ ‌‌‌​‌‍‌‌‌ ‍​‌ ‌​​‍‌‌​ ‌‌‌​​‍‌‌ ‌‍‍ ‌‍‌‌‌ ‍‌​‍‌‌​ ​ ‌​‌​​‍‌‌​ ​ ‌​‌​​‍‌‌​ ​‍​ ​‍​ ‍​​ ​​​ ‌​‌‍‌​‌‍​ ​ ‍‌​ ‌‍‌‍​ ​ ​​​ ‌​​ ​‍​ ‌​​‍‌‌​ ​‍​ ​‍​‍‌‌​ ‌‌‌​‌​​‍ ‍‌‍​ ‌‍‍​‌‍‍‌‌‍ ​‌‍‌​‌ ​‍‌‍‌‌‌‍ ‍​‍‌‌​ ‌‌‌​​‍‌‌ ‌‍‍ ‌‍‌‌‌ ‍‌​‍‌‌​ ​ ‌​‌​​‍‌‌​ ​ ‌​‌​​‍‌‌​ ​‍​ ​‍​ ‌ ​ ​ ‌‍​ ‌‍‌‌​ ‌‌​ ​ ​ ‌‌​ ​​‌‍​‌​ ​ ​ ‌‍‌‍‌‌​‍‌‌​ ​‍​ ​‍​‍‌‌​ ‌‌‌​‌​​‍ ‍‌ ‌​‌‍‌‌‌ ‍​‌ ‌​​ ‌‍​‍‌‍​‌‌ ​ ‌‍‌‌‌‌‌‌‌ ​‍‌‍ ​​ ‌‌‍‍​‌ ‌​‌ ‌​‌ ​​‌ ​ ​‍‌‌​ ​ ‌​​‌​‍‌‌​ ​‍‌​‌‍​‍‌‌​ ​‍‌​‌‍‌‍​ ‌‍‍​‌‍‌‌‌‍ ​‌ ​ ‌‍‌‌‌‍​‌‌ ​​‌‍‍‌‌‍‌‌‌ ​‍‌ ​ ​‍ ‍‌ ​ ‌‍​‌‌‍ ‍‌‍‍‌‌ ‌​‌ ‍‌​‍ ‍‌ ​ ‌ ‌​‌ ‌‌‌‍‌​‌‍‍‌‌‍ ​‍‌‍‌‍‍‌‌‍‌​​ ‌​ ​​​ ‍​​ ​ ​ ‌ ​ ​​​ ​ ​ ​​‌‍​ ​‍ ‌​ ‌‍​ ‌ ​ ​‍‌‍​ ​‍ ‌​ ‌​‌‍‌‌‌‍​‍​ ‍​​‍ ‌‌‍​‍‌‍‌​​ ‌​‌‍​ ​‍ ‌​ ‍‌​ ​ ​ ‍​‌‍​‍​ ​ ‌‍​ ​ ‌‍​ ‌‍​ ‌‍​ ‍​​ ‍‌​ ​​​‍‌‍‌ ‌​‌ ‍‌‌ ​​‌‍‌‌​ ‌‌ ‌‍‌‍‌‌‌‍ ‍‌ ‌‌‌‍‌‌​‍‌‍‌ ​​‌‍​‌‌ ‌​‌‍‍​​ ‌‌‍‍‌‌‍ ‍‌ ‌​‌ ​‍‌‍ ‌‌‌​‌‍‌‌‌ ‍​‌ ‌​​‍‌‌​ ‌‌‌​​‍‌‌ ‌‍‍ ‌‍‌‌‌ ‍‌​‍‌‌​ ​ ‌​‌​​‍‌‌​ ​ ‌​‌​​‍‌‌​ ​‍​ ​‍​ ‍​​ ​​​ ‌​‌‍‌​‌‍​ ​ ‍‌​ ‌‍‌‍​ ​ ​​​ ‌​​ ​‍​ ‌​​‍‌‌​ ​‍​ ​‍​‍‌‌​ ‌‌‌​‌​​‍ ‍‌‍​ ‌‍‍​‌‍‍‌‌‍ ​‌‍‌​‌ ​‍‌‍‌‌‌‍ ‍​‍‌‌​ ‌‌‌​​‍‌‌ ‌‍‍ ‌‍‌‌‌ ‍‌​‍‌‌​ ​ ‌​‌​​‍‌‌​ ​ ‌​‌​​‍‌‌​ ​‍​ ​‍​ ‌ ​ ​ ‌‍​ ‌‍‌‌​ ‌‌​ ​ ​ ‌‌​ ​​‌‍​‌​ ​ ​ ‌‍‌‍‌‌​‍‌‌​ ​‍​ ​‍​‍‌‌​ ‌‌‌​‌​​‍ ‍‌ ‌​‌‍‌‌‌ ‍​‌ ‌​​‍‌‍‌ ​​‌‍‌‌‌ ​‍‌ ​ ‌ ​​‌‍‌‌‌‍​ ‌ ‌​‌‍‍‌‌ ‌‍‌‍‌‌​ ‌‌ ​​‌ ‌‌‌‍​‍‌‍ ​‌‍‍‌‌ ​ ‌‍‍​‌‍‌‌‌‍‌​​‍​‍‌ ‌
Summer Camp​​​​‌ ‍ ​‍​‍‌‍ ‌ ​‍‌‍‍‌‌‍‌ ‌‍‍‌‌‍ ‍​‍​‍​ ‍‍​‍​‍‌ ​ ‌‍​‌‌‍ ‍‌‍‍‌‌ ‌​‌ ‍‌​‍ ‍‌‍‍‌‌‍ ​‍​‍​‍ ​​‍​‍‌‍‍​‌ ​‍‌‍‌‌‌‍‌‍​‍​‍​ ‍‍​‍​‍‌‍‍​‌ ‌​‌ ‌​‌ ​​‌ ​ ​ ‍‍​‍ ​‍ ‌‍​ ‌‍‍​‌‍‌‌‌‍ ​‌ ​ ‌‍‌‌‌‍​‌‌ ​​‌‍‍‌‌‍‌‌‌ ​‍‌ ​ ​‍ ‍‌ ​ ‌‍​‌‌‍ ‍‌‍‍‌‌ ‌​‌ ‍‌​‍ ‍‌ ​ ‌ ‌​‌ ‌‌‌‍‌​‌‍‍‌‌‍ ​‍ ‌‍‍‌‌‍ ‍‌ ‌​‌‍‌‌‌‍ ‍‌ ‌​​‍ ‌‍‌‌‌‍‌​‌‍‍‌‌ ‌​​‍ ‌‍ ‌‌‍ ‌‍‌​‌‍‌‌​ ‌‌ ​​‌ ​‍‌‍‌‌‌ ​ ‌‍‌‌‌‍ ‍‌ ‌​‌‍​‌‌ ‌​‌‍‍‌‌‍ ‌‍ ‍​ ‍ ‌‍‍‌‌‍‌​​ ‌‌‍​‌​ ‌ ​ ​​​ ‍‌‌‍‌​‌‍‌‌​ ‌​​ ​ ​‍ ‌​ ‌​​ ​‌​ ​‍​ ‌ ​‍ ‌​ ‌​​ ‌​‌‍​ ‌‍‌‍​‍ ‌‌‍​‌​ ‍‌​ ​‍​ ‌ ​‍ ‌‌‍​‌‌‍​ ‌‍​ ‌‍​‍‌‍‌​​ ‌ ​ ‌ ​ ‌‍​ ​‌​ ​‍​ ‌‌​ ‌‍​ ‍ ‌ ‌​‌ ‍‌‌ ​​‌‍‌‌​ ‌‌‍ ‌‍‌‍‌‍‌‍‌‍‌‌‌ ​‍​ ‍ ‌ ​​‌‍​‌‌ ‌​‌‍‍​​ ‌‌‍‌‌‌ ‍‌‌‍‌‌‌‍​‍‌ ​‍‌‍ ‌ ‌ ​ ‌‍​‍‌‍​‌‌ ​ ‌‍‌‌‌‌‌‌‌ ​‍‌‍ ​​ ‌‌‍‍​‌ ‌​‌ ‌​‌ ​​‌ ​ ​‍‌‌​ ​ ‌​​‌​‍‌‌​ ​‍‌​‌‍​‍‌‌​ ​‍‌​‌‍‌‍​ ‌‍‍​‌‍‌‌‌‍ ​‌ ​ ‌‍‌‌‌‍​‌‌ ​​‌‍‍‌‌‍‌‌‌ ​‍‌ ​ ​‍ ‍‌ ​ ‌‍​‌‌‍ ‍‌‍‍‌‌ ‌​‌ ‍‌​‍ ‍‌ ​ ‌ ‌​‌ ‌‌‌‍‌​‌‍‍‌‌‍ ​‍‌‍‌‍‍‌‌‍‌​​ ‌‌‍​‌​ ‌ ​ ​​​ ‍‌‌‍‌​‌‍‌‌​ ‌​​ ​ ​‍ ‌​ ‌​​ ​‌​ ​‍​ ‌ ​‍ ‌​ ‌​​ ‌​‌‍​ ‌‍‌‍​‍ ‌‌‍​‌​ ‍‌​ ​‍​ ‌ ​‍ ‌‌‍​‌‌‍​ ‌‍​ ‌‍​‍‌‍‌​​ ‌ ​ ‌ ​ ‌‍​ ​‌​ ​‍​ ‌‌​ ‌‍​‍‌‍‌ ‌​‌ ‍‌‌ ​​‌‍‌‌​ ‌‌‍ ‌‍‌‍‌‍‌‍‌‍‌‌‌ ​‍​‍‌‍‌ ​​‌‍​‌‌ ‌​‌‍‍​​ ‌‌‍‌‌‌ ‍‌‌‍‌‌‌‍​‍‌ ​‍‌‍ ‌ ‌ ​‍‌‍‌ ​​‌‍‌‌‌ ​‍‌ ​ ‌ ​​‌‍‌‌‌‍​ ‌ ‌​‌‍‍‌‌ ‌‍‌‍‌‌​ ‌‌ ​​‌ ‌‌‌‍​‍‌‍ ​‌‍‍‌‌ ​ ‌‍‍​‌‍‌‌‌‍‌​​‍​‍‌ ‌
Summer Camp through September 4​​​​‌ ‍ ​‍​‍‌‍ ‌ ​‍‌‍‍‌‌‍‌ ‌‍‍‌‌‍ ‍​‍​‍​ ‍‍​‍​‍‌ ​ ‌‍​‌‌‍ ‍‌‍‍‌‌ ‌​‌ ‍‌​‍ ‍‌‍‍‌‌‍ ​‍​‍​‍ ​​‍​‍‌‍‍​‌ ​‍‌‍‌‌‌‍‌‍​‍​‍​ ‍‍​‍​‍‌‍‍​‌ ‌​‌ ‌​‌ ​​‌ ​ ​ ‍‍​‍ ​‍ ‌‍​ ‌‍‍​‌‍‌‌‌‍ ​‌ ​ ‌‍‌‌‌‍​‌‌ ​​‌‍‍‌‌‍‌‌‌ ​‍‌ ​ ​‍ ‍‌ ​ ‌‍​‌‌‍ ‍‌‍‍‌‌ ‌​‌ ‍‌​‍ ‍‌ ​ ‌ ‌​‌ ‌‌‌‍‌​‌‍‍‌‌‍ ​‍ ‌‍‍‌‌‍ ‍‌ ‌​‌‍‌‌‌‍ ‍‌ ‌​​‍ ‌‍‌‌‌‍‌​‌‍‍‌‌ ‌​​‍ ‌‍ ‌‌‍ ‌‍‌​‌‍‌‌​ ‌‌ ​​‌ ​‍‌‍‌‌‌ ​ ‌‍‌‌‌‍ ‍‌ ‌​‌‍​‌‌ ‌​‌‍‍‌‌‍ ‌‍ ‍​ ‍ ‌‍‍‌‌‍‌​​ ‌‌‍​‌​ ‌ ​ ​​​ ‍‌‌‍‌​‌‍‌‌​ ‌​​ ​ ​‍ ‌​ ‌​​ ​‌​ ​‍​ ‌ ​‍ ‌​ ‌​​ ‌​‌‍​ ‌‍‌‍​‍ ‌‌‍​‌​ ‍‌​ ​‍​ ‌ ​‍ ‌‌‍​‌‌‍​ ‌‍​ ‌‍​‍‌‍‌​​ ‌ ​ ‌ ​ ‌‍​ ​‌​ ​‍​ ‌‌​ ‌‍​ ‍ ‌ ‌​‌ ‍‌‌ ​​‌‍‌‌​ ‌‌‍ ‌‍‌‍‌‍‌‍‌‍‌‌‌ ​‍​ ‍ ‌ ​​‌‍​‌‌ ‌​‌‍‍​​ ‌‌ ‌​‌‍‍‌‌ ‌​‌‍ ​‌‍‌‌​ ‌‍​‍‌‍​‌‌ ​ ‌‍‌‌‌‌‌‌‌ ​‍‌‍ ​​ ‌‌‍‍​‌ ‌​‌ ‌​‌ ​​‌ ​ ​‍‌‌​ ​ ‌​​‌​‍‌‌​ ​‍‌​‌‍​‍‌‌​ ​‍‌​‌‍‌‍​ ‌‍‍​‌‍‌‌‌‍ ​‌ ​ ‌‍‌‌‌‍​‌‌ ​​‌‍‍‌‌‍‌‌‌ ​‍‌ ​ ​‍ ‍‌ ​ ‌‍​‌‌‍ ‍‌‍‍‌‌ ‌​‌ ‍‌​‍ ‍‌ ​ ‌ ‌​‌ ‌‌‌‍‌​‌‍‍‌‌‍ ​‍‌‍‌‍‍‌‌‍‌​​ ‌‌‍​‌​ ‌ ​ ​​​ ‍‌‌‍‌​‌‍‌‌​ ‌​​ ​ ​‍ ‌​ ‌​​ ​‌​ ​‍​ ‌ ​‍ ‌​ ‌​​ ‌​‌‍​ ‌‍‌‍​‍ ‌‌‍​‌​ ‍‌​ ​‍​ ‌ ​‍ ‌‌‍​‌‌‍​ ‌‍​ ‌‍​‍‌‍‌​​ ‌ ​ ‌ ​ ‌‍​ ​‌​ ​‍​ ‌‌​ ‌‍​‍‌‍‌ ‌​‌ ‍‌‌ ​​‌‍‌‌​ ‌‌‍ ‌‍‌‍‌‍‌‍‌‍‌‌‌ ​‍​‍‌‍‌ ​​‌‍​‌‌ ‌​‌‍‍​​ ‌‌ ‌​‌‍‍‌‌ ‌​‌‍ ​‌‍‌‌​‍‌‍‌ ​​‌‍‌‌‌ ​‍‌ ​ ‌ ​​‌‍‌‌‌‍​ ‌ ‌​‌‍‍‌‌ ‌‍‌‍‌‌​ ‌‌ ​​‌ ‌‌‌‍​‍‌‍ ​‌‍‍‌‌ ​ ‌‍‍​‌‍‌‌‌‍‌​​‍​‍‌ ‌
Fill up your summer gaps with weekly camp enrollment through September 4. Aftercare and transportation are available for full-day campers. ​​​​‌ ‍ ​‍​‍‌‍ ‌ ​‍‌‍‍‌‌‍‌ ‌‍‍‌‌‍ ‍​‍​‍​ ‍‍​‍​‍‌ ​ ‌‍​‌‌‍ ‍‌‍‍‌‌ ‌​‌ ‍‌​‍ ‍‌‍‍‌‌‍ ​‍​‍​‍ ​​‍​‍‌‍‍​‌ ​‍‌‍‌‌‌‍‌‍​‍​‍​ ‍‍​‍​‍‌‍‍​‌ ‌​‌ ‌​‌ ​​‌ ​ ​ ‍‍​‍ ​‍ ‌‍​ ‌‍‍​‌‍‌‌‌‍ ​‌ ​ ‌‍‌‌‌‍​‌‌ ​​‌‍‍‌‌‍‌‌‌ ​‍‌ ​ ​‍ ‍‌ ​ ‌‍​‌‌‍ ‍‌‍‍‌‌ ‌​‌ ‍‌​‍ ‍‌ ​ ‌ ‌​‌ ‌‌‌‍‌​‌‍‍‌‌‍ ​‍ ‌‍‍‌‌‍ ‍‌ ‌​‌‍‌‌‌‍ ‍‌ ‌​​‍ ‌‍‌‌‌‍‌​‌‍‍‌‌ ‌​​‍ ‌‍ ‌‌‍ ‌‍‌​‌‍‌‌​ ‌‌ ​​‌ ​‍‌‍‌‌‌ ​ ‌‍‌‌‌‍ ‍‌ ‌​‌‍​‌‌ ‌​‌‍‍‌‌‍ ‌‍ ‍​ ‍ ‌‍‍‌‌‍‌​​ ‌‌‍​‌​ ‌ ​ ​​​ ‍‌‌‍‌​‌‍‌‌​ ‌​​ ​ ​‍ ‌​ ‌​​ ​‌​ ​‍​ ‌ ​‍ ‌​ ‌​​ ‌​‌‍​ ‌‍‌‍​‍ ‌‌‍​‌​ ‍‌​ ​‍​ ‌ ​‍ ‌‌‍​‌‌‍​ ‌‍​ ‌‍​‍‌‍‌​​ ‌ ​ ‌ ​ ‌‍​ ​‌​ ​‍​ ‌‌​ ‌‍​ ‍ ‌ ‌​‌ ‍‌‌ ​​‌‍‌‌​ ‌‌‍ ‌‍‌‍‌‍‌‍‌‍‌‌‌ ​‍​ ‍ ‌ ​​‌‍​‌‌ ‌​‌‍‍​​ ‌‌‍‌​‌‍‌‌‌ ​ ‌‍​ ‌ ​‍‌‍‍‌‌ ​​‌ ‌​‌‍‍‌‌‍ ‌‍ ‍​ ‌‍​‍‌‍​‌‌ ​ ‌‍‌‌‌‌‌‌‌ ​‍‌‍ ​​ ‌‌‍‍​‌ ‌​‌ ‌​‌ ​​‌ ​ ​‍‌‌​ ​ ‌​​‌​‍‌‌​ ​‍‌​‌‍​‍‌‌​ ​‍‌​‌‍‌‍​ ‌‍‍​‌‍‌‌‌‍ ​‌ ​ ‌‍‌‌‌‍​‌‌ ​​‌‍‍‌‌‍‌‌‌ ​‍‌ ​ ​‍ ‍‌ ​ ‌‍​‌‌‍ ‍‌‍‍‌‌ ‌​‌ ‍‌​‍ ‍‌ ​ ‌ ‌​‌ ‌‌‌‍‌​‌‍‍‌‌‍ ​‍‌‍‌‍‍‌‌‍‌​​ ‌‌‍​‌​ ‌ ​ ​​​ ‍‌‌‍‌​‌‍‌‌​ ‌​​ ​ ​‍ ‌​ ‌​​ ​‌​ ​‍​ ‌ ​‍ ‌​ ‌​​ ‌​‌‍​ ‌‍‌‍​‍ ‌‌‍​‌​ ‍‌​ ​‍​ ‌ ​‍ ‌‌‍​‌‌‍​ ‌‍​ ‌‍​‍‌‍‌​​ ‌ ​ ‌ ​ ‌‍​ ​‌​ ​‍​ ‌‌​ ‌‍​‍‌‍‌ ‌​‌ ‍‌‌ ​​‌‍‌‌​ ‌‌‍ ‌‍‌‍‌‍‌‍‌‍‌‌‌ ​‍​‍‌‍‌ ​​‌‍​‌‌ ‌​‌‍‍​​ ‌‌‍‌​‌‍‌‌‌ ​ ‌‍​ ‌ ​‍‌‍‍‌‌ ​​‌ ‌​‌‍‍‌‌‍ ‌‍ ‍​‍‌‍‌ ​​‌‍‌‌‌ ​‍‌ ​ ‌ ​​‌‍‌‌‌‍​ ‌ ‌​‌‍‍‌‌ ‌‍‌‍‌‌​ ‌‌ ​​‌ ‌‌‌‍​‍‌‍ ​‌‍‍‌‌ ​ ‌‍‍​‌‍‌‌‌‍‌​​‍​‍‌ ‌
Book now​​​​‌ ‍ ​‍​‍‌‍ ‌ ​‍‌‍‍‌‌‍‌ ‌‍‍‌‌‍ ‍​‍​‍​ ‍‍​‍​‍‌ ​ ‌‍​‌‌‍ ‍‌‍‍‌‌ ‌​‌ ‍‌​‍ ‍‌‍‍‌‌‍ ​‍​‍​‍ ​​‍​‍‌‍‍​‌ ​‍‌‍‌‌‌‍‌‍​‍​‍​ ‍‍​‍​‍‌‍‍​‌ ‌​‌ ‌​‌ ​​‌ ​ ​ ‍‍​‍ ​‍ ‌‍​ ‌‍‍​‌‍‌‌‌‍ ​‌ ​ ‌‍‌‌‌‍​‌‌ ​​‌‍‍‌‌‍‌‌‌ ​‍‌ ​ ​‍ ‍‌ ​ ‌‍​‌‌‍ ‍‌‍‍‌‌ ‌​‌ ‍‌​‍ ‍‌ ​ ‌ ‌​‌ ‌‌‌‍‌​‌‍‍‌‌‍ ​‍ ‌‍‍‌‌‍ ‍‌ ‌​‌‍‌‌‌‍ ‍‌ ‌​​‍ ‌‍‌‌‌‍‌​‌‍‍‌‌ ‌​​‍ ‌‍ ‌‌‍ ‌‍‌​‌‍‌‌​ ‌‌ ​​‌ ​‍‌‍‌‌‌ ​ ‌‍‌‌‌‍ ‍‌ ‌​‌‍​‌‌ ‌​‌‍‍‌‌‍ ‌‍ ‍​ ‍ ‌‍‍‌‌‍‌​​ ‌‌‍​‌​ ‌ ​ ​​​ ‍‌‌‍‌​‌‍‌‌​ ‌​​ ​ ​‍ ‌​ ‌​​ ​‌​ ​‍​ ‌ ​‍ ‌​ ‌​​ ‌​‌‍​ ‌‍‌‍​‍ ‌‌‍​‌​ ‍‌​ ​‍​ ‌ ​‍ ‌‌‍​‌‌‍​ ‌‍​ ‌‍​‍‌‍‌​​ ‌ ​ ‌ ​ ‌‍​ ​‌​ ​‍​ ‌‌​ ‌‍​ ‍ ‌ ‌​‌ ‍‌‌ ​​‌‍‌‌​ ‌‌‍ ‌‍‌‍‌‍‌‍‌‍‌‌‌ ​‍​ ‍ ‌ ​​‌‍​‌‌ ‌​‌‍‍​​ ‌‌‍​‍‌ ‌‌‌ ‌​‌ ‌​‌‍ ‌‍ ‍‌ ​ ​‍‌‌​ ‌‌‌​​‍‌‌ ‌‍‍ ‌‍‌‌‌ ‍‌​‍‌‌​ ​ ‌​‌​​‍‌‌​ ​ ‌​‌​​‍‌‌​ ​‍​ ​‍‌‍‌‍​ ‌‌‌‍‌​​ ​‍​ ‌​‌‍‌‌‌‍‌‍​ ​‍‌‍​‌‌‍​ ​ ​​​ ‌ ​‍‌‌​ ​‍​ ​‍​‍‌‌​ ‌‌‌​‌​​‍ ‍‌ ‌​‌‍‌‌‌ ‍​‌ ‌​​ ‌‍​‍‌‍​‌‌ ​ ‌‍‌‌‌‌‌‌‌ ​‍‌‍ ​​ ‌‌‍‍​‌ ‌​‌ ‌​‌ ​​‌ ​ ​‍‌‌​ ​ ‌​​‌​‍‌‌​ ​‍‌​‌‍​‍‌‌​ ​‍‌​‌‍‌‍​ ‌‍‍​‌‍‌‌‌‍ ​‌ ​ ‌‍‌‌‌‍​‌‌ ​​‌‍‍‌‌‍‌‌‌ ​‍‌ ​ ​‍ ‍‌ ​ ‌‍​‌‌‍ ‍‌‍‍‌‌ ‌​‌ ‍‌​‍ ‍‌ ​ ‌ ‌​‌ ‌‌‌‍‌​‌‍‍‌‌‍ ​‍‌‍‌‍‍‌‌‍‌​​ ‌‌‍​‌​ ‌ ​ ​​​ ‍‌‌‍‌​‌‍‌‌​ ‌​​ ​ ​‍ ‌​ ‌​​ ​‌​ ​‍​ ‌ ​‍ ‌​ ‌​​ ‌​‌‍​ ‌‍‌‍​‍ ‌‌‍​‌​ ‍‌​ ​‍​ ‌ ​‍ ‌‌‍​‌‌‍​ ‌‍​ ‌‍​‍‌‍‌​​ ‌ ​ ‌ ​ ‌‍​ ​‌​ ​‍​ ‌‌​ ‌‍​‍‌‍‌ ‌​‌ ‍‌‌ ​​‌‍‌‌​ ‌‌‍ ‌‍‌‍‌‍‌‍‌‍‌‌‌ ​‍​‍‌‍‌ ​​‌‍​‌‌ ‌​‌‍‍​​ ‌‌‍​‍‌ ‌‌‌ ‌​‌ ‌​‌‍ ‌‍ ‍‌ ​ ​‍‌‌​ ‌‌‌​​‍‌‌ ‌‍‍ ‌‍‌‌‌ ‍‌​‍‌‌​ ​ ‌​‌​​‍‌‌​ ​ ‌​‌​​‍‌‌​ ​‍​ ​‍‌‍‌‍​ ‌‌‌‍‌​​ ​‍​ ‌​‌‍‌‌‌‍‌‍​ ​‍‌‍​‌‌‍​ ​ ​​​ ‌ ​‍‌‌​ ​‍​ ​‍​‍‌‌​ ‌‌‌​‌​​‍ ‍‌ ‌​‌‍‌‌‌ ‍​‌ ‌​​‍‌‍‌ ​​‌‍‌‌‌ ​‍‌ ​ ‌ ​​‌‍‌‌‌‍​ ‌ ‌​‌‍‍‌‌ ‌‍‌‍‌‌​ ‌‌ ​​‌ ‌‌‌‍​‍‌‍ ​‌‍‍‌‌ ​ ‌‍‍​‌‍‌‌‌‍‌​​‍​‍‌ ‌
Youth sports classes​​​​‌ ‍ ​‍​‍‌‍ ‌ ​‍‌‍‍‌‌‍‌ ‌‍‍‌‌‍ ‍​‍​‍​ ‍‍​‍​‍‌ ​ ‌‍​‌‌‍ ‍‌‍‍‌‌ ‌​‌ ‍‌​‍ ‍‌‍‍‌‌‍ ​‍​‍​‍ ​​‍​‍‌‍‍​‌ ​‍‌‍‌‌‌‍‌‍​‍​‍​ ‍‍​‍​‍‌‍‍​‌ ‌​‌ ‌​‌ ​​‌ ​ ​ ‍‍​‍ ​‍ ‌‍​ ‌‍‍​‌‍‌‌‌‍ ​‌ ​ ‌‍‌‌‌‍​‌‌ ​​‌‍‍‌‌‍‌‌‌ ​‍‌ ​ ​‍ ‍‌ ​ ‌‍​‌‌‍ ‍‌‍‍‌‌ ‌​‌ ‍‌​‍ ‍‌ ​ ‌ ‌​‌ ‌‌‌‍‌​‌‍‍‌‌‍ ​‍ ‌‍‍‌‌‍ ‍‌ ‌​‌‍‌‌‌‍ ‍‌ ‌​​‍ ‌‍‌‌‌‍‌​‌‍‍‌‌ ‌​​‍ ‌‍ ‌‌‍ ‌‍‌​‌‍‌‌​ ‌‌ ​​‌ ​‍‌‍‌‌‌ ​ ‌‍‌‌‌‍ ‍‌ ‌​‌‍​‌‌ ‌​‌‍‍‌‌‍ ‌‍ ‍​ ‍ ‌‍‍‌‌‍‌​​ ‌​ ​​​ ​ ‌‍‌​​ ‍‌​ ​‌‌‍​ ​ ​​​ ‌ ​‍ ‌‌‍​ ​ ​‌​ ‌​‌‍​‍​‍ ‌​ ‌​‌‍‌‍‌‍‌‌​ ‌‍​‍ ‌‌‍​‍​ ​‍​ ​ ​ ‍​​‍ ‌‌‍​‍‌‍‌‌​ ​‌​ ‍​‌‍​‌‌‍‌​‌‍​‍‌‍‌​‌‍​‍​ ‌‌​ ‍‌​ ‌​​ ‍ ‌ ‌​‌ ‍‌‌ ​​‌‍‌‌​ ‌‌‍ ‌‍‌‍‌‍‌‍‌‍‌‌‌ ​‍​ ‍ ‌ ​​‌‍​‌‌ ‌​‌‍‍​​ ‌‌‍‌‌‌ ‍‌‌‍‌‌‌‍​‍‌ ​‍‌‍ ‌ ‌ ​ ‌‍​‍‌‍​‌‌ ​ ‌‍‌‌‌‌‌‌‌ ​‍‌‍ ​​ ‌‌‍‍​‌ ‌​‌ ‌​‌ ​​‌ ​ ​‍‌‌​ ​ ‌​​‌​‍‌‌​ ​‍‌​‌‍​‍‌‌​ ​‍‌​‌‍‌‍​ ‌‍‍​‌‍‌‌‌‍ ​‌ ​ ‌‍‌‌‌‍​‌‌ ​​‌‍‍‌‌‍‌‌‌ ​‍‌ ​ ​‍ ‍‌ ​ ‌‍​‌‌‍ ‍‌‍‍‌‌ ‌​‌ ‍‌​‍ ‍‌ ​ ‌ ‌​‌ ‌‌‌‍‌​‌‍‍‌‌‍ ​‍‌‍‌‍‍‌‌‍‌​​ ‌​ ​​​ ​ ‌‍‌​​ ‍‌​ ​‌‌‍​ ​ ​​​ ‌ ​‍ ‌‌‍​ ​ ​‌​ ‌​‌‍​‍​‍ ‌​ ‌​‌‍‌‍‌‍‌‌​ ‌‍​‍ ‌‌‍​‍​ ​‍​ ​ ​ ‍​​‍ ‌‌‍​‍‌‍‌‌​ ​‌​ ‍​‌‍​‌‌‍‌​‌‍​‍‌‍‌​‌‍​‍​ ‌‌​ ‍‌​ ‌​​‍‌‍‌ ‌​‌ ‍‌‌ ​​‌‍‌‌​ ‌‌‍ ‌‍‌‍‌‍‌‍‌‍‌‌‌ ​‍​‍‌‍‌ ​​‌‍​‌‌ ‌​‌‍‍​​ ‌‌‍‌‌‌ ‍‌‌‍‌‌‌‍​‍‌ ​‍‌‍ ‌ ‌ ​‍‌‍‌ ​​‌‍‌‌‌ ​‍‌ ​ ‌ ​​‌‍‌‌‌‍​ ‌ ‌​‌‍‍‌‌ ‌‍‌‍‌‌​ ‌‌ ​​‌ ‌‌‌‍​‍‌‍ ​‌‍‍‌‌ ​ ‌‍‍​‌‍‌‌‌‍‌​​‍​‍‌ ‌
Now enrolling fall classes ​ ‌‍​‌‌‍ ‍‌‍‍‌‌ ‌​‌ ‍‌​‍ ‍‌‍‍‌‌‍ ​‍​‍​‍ ​​‍​‍‌‍‍​‌ ​‍‌‍‌‌‌‍‌‍​‍​‍​ ‍‍​‍​‍‌‍‍​‌ ‌​‌ ‌​‌ ​​​ ‍‍​‍ ​‍ ‌‍ ​‌‍ ‌‍​ ‌‍​‌‌‍ ​‌‍‍​‌‍ ‌ ​ ‌ ‌​​ ‍‍​ ​ ​ ​ ​ ​ ​ ​ ​‍ ‌‍‍‌‌‍ ‍‌ ‌​‌‍‌‌‌‍ ‍‌ ‌​​‍ ‌‍‌‌‌‍‌​‌‍‍‌‌ ‌​​‍ ‌‍ ‌‌‍ ‌‍‌​‌‍‌‌​ ‌‌ ​​‌ ​‍‌‍‌‌‌ ​ ‌‍‌‌‌‍ ‍‌ ‌​‌‍​‌‌ ‌​‌‍‍‌‌‍ ‌‍ ‍​ ‍ ‌‍‍‌‌‍‌​​ ‌​ ‌‍​ ‍​‌‍‌‍‌‍​‌‌‍​‌​ ​‌​ ‍‌‌‍‌​​‍ ‌​ ​‌​ ‍​‌‍​‌​ ‌‍​‍ ‌​ ‌​​ ​‍‌‍‌‌​ ‌ ​‍ ‌‌‍​‍​ ‌‍​ ‌ ​ ‌‌​‍ ‌​ ‌ ‌‍​‌‌‍​ ​ ‌ ‌‍​‌‌‍‌‍‌‍​ ​ ‍‌​ ‍​​ ​​​ ​​​ ​‌​ ‍ ‌ ‌​‌ ‍‌‌ ​​‌‍‌‌​ ‌‌‍ ‌‍‌‍‌‍‌‍‌‍‌‌‌ ​‍​ ‍ ‌ ​​‌‍​‌‌ ‌​‌‍‍​​ ‌‌ ‌​‌‍‍‌‌ ‌​‌‍ ​‌‍‌‌​ ‌‍​‍‌‍​‌‌ ​ ‌‍‌‌‌‌‌‌‌ ​‍‌‍ ​​ ‌‌‍‍​‌ ‌​‌ ‌​‌ ​​​‍‌‌​ ​ ‌​​‌​‍‌‌​ ​‍‌​‌‍​‍‌‌​ ​‍‌​‌‍‌‍ ​‌‍ ‌‍​ ‌‍​‌‌‍ ​‌‍‍​‌‍ ‌ ​ ‌ ‌​​‍‌‌​ ​ ‌​​‌​ ​ ​ ​ ​ ​ ​ ​ ​‍‌‍‌‍‍‌‌‍‌​​ ‌​ ‌‍​ ‍​‌‍‌‍‌‍​‌‌‍​‌​ ​‌​ ‍‌‌‍‌​​‍ ‌​ ​‌​ ‍​‌‍​‌​ ‌‍​‍ ‌​ ‌​​ ​‍‌‍‌‌​ ‌ ​‍ ‌‌‍​‍​ ‌‍​ ‌ ​ ‌‌​‍ ‌​ ‌ ‌‍​‌‌‍​ ​ ‌ ‌‍​‌‌‍‌‍‌‍​ ​ ‍‌​ ‍​​ ​​​ ​​​ ​‌​‍‌‍‌ ‌​‌ ‍‌‌ ​​‌‍‌‌​ ‌‌‍ ‌‍‌‍‌‍‌‍‌‍‌‌‌ ​‍​‍‌‍‌ ​​‌‍​‌‌ ‌​‌‍‍​​ ‌‌ ‌​‌‍‍‌‌ ‌​‌‍ ​‌‍‌‌​‍‌‍‌ ​​‌‍‌‌‌ ​‍‌ ​ ‌ ​​‌‍‌‌‌‍​ ‌ ‌​‌‍‍‌‌ ‌‍‌‍‌‌​ ‌‌ ​​‌ ‌‌‌‍​‍‌‍ ​‌‍‍‌‌ ​ ‌‍‍​‌‍‌‌‌‍‌​​‍​‍‌ ‌​​​​‌ ‍ ​‍​‍‌‍ ‌ ​‍‌‍‍‌‌‍‌ ‌‍‍‌‌‍ ‍​‍​‍​ ‍‍​‍​‍‌ ​ ‌‍​‌‌‍ ‍‌‍‍‌‌ ‌​‌ ‍‌​‍ ‍‌‍‍‌‌‍ ​‍​‍​‍ ​​‍​‍‌‍‍​‌ ​‍‌‍‌‌‌‍‌‍​‍​‍​ ‍‍​‍​‍‌‍‍​‌ ‌​‌ ‌​‌ ​​‌ ​ ​ ‍‍​‍ ​‍ ‌‍​ ‌‍‍​‌‍‌‌‌‍ ​‌ ​ ‌‍‌‌‌‍​‌‌ ​​‌‍‍‌‌‍‌‌‌ ​‍‌ ​ ​‍ ‍‌ ​ ‌‍​‌‌‍ ‍‌‍‍‌‌ ‌​‌ ‍‌​‍ ‍‌ ​ ‌ ‌​‌ ‌‌‌‍‌​‌‍‍‌‌‍ ​‍ ‌‍‍‌‌‍ ‍‌ ‌​‌‍‌‌‌‍ ‍‌ ‌​​‍ ‌‍‌‌‌‍‌​‌‍‍‌‌ ‌​​‍ ‌‍ ‌‌‍ ‌‍‌​‌‍‌‌​ ‌‌ ​​‌ ​‍‌‍‌‌‌ ​ ‌‍‌‌‌‍ ‍‌ ‌​‌‍​‌‌ ‌​‌‍‍‌‌‍ ‌‍ ‍​ ‍ ‌‍‍‌‌‍‌​​ ‌​ ​​​ ​ ‌‍‌​​ ‍‌​ ​‌‌‍​ ​ ​​​ ‌ ​‍ ‌‌‍​ ​ ​‌​ ‌​‌‍​‍​‍ ‌​ ‌​‌‍‌‍‌‍‌‌​ ‌‍​‍ ‌‌‍​‍​ ​‍​ ​ ​ ‍​​‍ ‌‌‍​‍‌‍‌‌​ ​‌​ ‍​‌‍​‌‌‍‌​‌‍​‍‌‍‌​‌‍​‍​ ‌‌​ ‍‌​ ‌​​ ‍ ‌ ‌​‌ ‍‌‌ ​​‌‍‌‌​ ‌‌‍ ‌‍‌‍‌‍‌‍‌‍‌‌‌ ​‍​ ‍ ‌ ​​‌‍​‌‌ ‌​‌‍‍​​ ‌‌ ‌​‌‍‍‌‌ ‌​‌‍ ​‌‍‌‌​ ‌‍​‍‌‍​‌‌ ​ ‌‍‌‌‌‌‌‌‌ ​‍‌‍ ​​ ‌‌‍‍​‌ ‌​‌ ‌​‌ ​​‌ ​ ​‍‌‌​ ​ ‌​​‌​‍‌‌​ ​‍‌​‌‍​‍‌‌​ ​‍‌​‌‍‌‍​ ‌‍‍​‌‍‌‌‌‍ ​‌ ​ ‌‍‌‌‌‍​‌‌ ​​‌‍‍‌‌‍‌‌‌ ​‍‌ ​ ​‍ ‍‌ ​ ‌‍​‌‌‍ ‍‌‍‍‌‌ ‌​‌ ‍‌​‍ ‍‌ ​ ‌ ‌​‌ ‌‌‌‍‌​‌‍‍‌‌‍ ​‍‌‍‌‍‍‌‌‍‌​​ ‌​ ​​​ ​ ‌‍‌​​ ‍‌​ ​‌‌‍​ ​ ​​​ ‌ ​‍ ‌‌‍​ ​ ​‌​ ‌​‌‍​‍​‍ ‌​ ‌​‌‍‌‍‌‍‌‌​ ‌‍​‍ ‌‌‍​‍​ ​‍​ ​ ​ ‍​​‍ ‌‌‍​‍‌‍‌‌​ ​‌​ ‍​‌‍​‌‌‍‌​‌‍​‍‌‍‌​‌‍​‍​ ‌‌​ ‍‌​ ‌​​‍‌‍‌ ‌​‌ ‍‌‌ ​​‌‍‌‌​ ‌‌‍ ‌‍‌‍‌‍‌‍‌‍‌‌‌ ​‍​‍‌‍‌ ​​‌‍​‌‌ ‌​‌‍‍​​ ‌‌ ‌​‌‍‍‌‌ ‌​‌‍ ​‌‍‌‌​‍‌‍‌ ​​‌‍‌‌‌ ​‍‌ ​ ‌ ​​‌‍‌‌‌‍​ ‌ ‌​‌‍‍‌‌ ‌‍‌‍‌‌​ ‌‌ ​​‌ ‌‌‌‍​‍‌‍ ​‌‍‍‌‌ ​ ‌‍‍​‌‍‌‌‌‍‌​​‍​‍‌ ‌
Get a head start on fall; classes are now open for registration. New families get $100 off. Classes start September 10.​​​​‌ ‍ ​‍​‍‌‍ ‌ ​‍‌‍‍‌‌‍‌ ‌‍‍‌‌‍ ‍​‍​‍​ ‍‍​‍​‍‌ ​ ‌‍​‌‌‍ ‍‌‍‍‌‌ ‌​‌ ‍‌​‍ ‍‌‍‍‌‌‍ ​‍​‍​‍ ​​‍​‍‌‍‍​‌ ​‍‌‍‌‌‌‍‌‍​‍​‍​ ‍‍​‍​‍‌‍‍​‌ ‌​‌ ‌​‌ ​​‌ ​ ​ ‍‍​‍ ​‍ ‌‍​ ‌‍‍​‌‍‌‌‌‍ ​‌ ​ ‌‍‌‌‌‍​‌‌ ​​‌‍‍‌‌‍‌‌‌ ​‍‌ ​ ​‍ ‍‌ ​ ‌‍​‌‌‍ ‍‌‍‍‌‌ ‌​‌ ‍‌​‍ ‍‌ ​ ‌ ‌​‌ ‌‌‌‍‌​‌‍‍‌‌‍ ​‍ ‌‍‍‌‌‍ ‍‌ ‌​‌‍‌‌‌‍ ‍‌ ‌​​‍ ‌‍‌‌‌‍‌​‌‍‍‌‌ ‌​​‍ ‌‍ ‌‌‍ ‌‍‌​‌‍‌‌​ ‌‌ ​​‌ ​‍‌‍‌‌‌ ​ ‌‍‌‌‌‍ ‍‌ ‌​‌‍​‌‌ ‌​‌‍‍‌‌‍ ‌‍ ‍​ ‍ ‌‍‍‌‌‍‌​​ ‌​ ​​​ ​ ‌‍‌​​ ‍‌​ ​‌‌‍​ ​ ​​​ ‌ ​‍ ‌‌‍​ ​ ​‌​ ‌​‌‍​‍​‍ ‌​ ‌​‌‍‌‍‌‍‌‌​ ‌‍​‍ ‌‌‍​‍​ ​‍​ ​ ​ ‍​​‍ ‌‌‍​‍‌‍‌‌​ ​‌​ ‍​‌‍​‌‌‍‌​‌‍​‍‌‍‌​‌‍​‍​ ‌‌​ ‍‌​ ‌​​ ‍ ‌ ‌​‌ ‍‌‌ ​​‌‍‌‌​ ‌‌‍ ‌‍‌‍‌‍‌‍‌‍‌‌‌ ​‍​ ‍ ‌ ​​‌‍​‌‌ ‌​‌‍‍​​ ‌‌‍‌​‌‍‌‌‌ ​ ‌‍​ ‌ ​‍‌‍‍‌‌ ​​‌ ‌​‌‍‍‌‌‍ ‌‍ ‍​ ‌‍​‍‌‍​‌‌ ​ ‌‍‌‌‌‌‌‌‌ ​‍‌‍ ​​ ‌‌‍‍​‌ ‌​‌ ‌​‌ ​​‌ ​ ​‍‌‌​ ​ ‌​​‌​‍‌‌​ ​‍‌​‌‍​‍‌‌​ ​‍‌​‌‍‌‍​ ‌‍‍​‌‍‌‌‌‍ ​‌ ​ ‌‍‌‌‌‍​‌‌ ​​‌‍‍‌‌‍‌‌‌ ​‍‌ ​ ​‍ ‍‌ ​ ‌‍​‌‌‍ ‍‌‍‍‌‌ ‌​‌ ‍‌​‍ ‍‌ ​ ‌ ‌​‌ ‌‌‌‍‌​‌‍‍‌‌‍ ​‍‌‍‌‍‍‌‌‍‌​​ ‌​ ​​​ ​ ‌‍‌​​ ‍‌​ ​‌‌‍​ ​ ​​​ ‌ ​‍ ‌‌‍​ ​ ​‌​ ‌​‌‍​‍​‍ ‌​ ‌​‌‍‌‍‌‍‌‌​ ‌‍​‍ ‌‌‍​‍​ ​‍​ ​ ​ ‍​​‍ ‌‌‍​‍‌‍‌‌​ ​‌​ ‍​‌‍​‌‌‍‌​‌‍​‍‌‍‌​‌‍​‍​ ‌‌​ ‍‌​ ‌​​‍‌‍‌ ‌​‌ ‍‌‌ ​​‌‍‌‌​ ‌‌‍ ‌‍‌‍‌‍‌‍‌‍‌‌‌ ​‍​‍‌‍‌ ​​‌‍​‌‌ ‌​‌‍‍​​ ‌‌‍‌​‌‍‌‌‌ ​ ‌‍​ ‌ ​‍‌‍‍‌‌ ​​‌ ‌​‌‍‍‌‌‍ ‌‍ ‍​‍‌‍‌ ​​‌‍‌‌‌ ​‍‌ ​ ‌ ​​‌‍‌‌‌‍​ ‌ ‌​‌‍‍‌‌ ‌‍‌‍‌‌​ ‌‌ ​​‌ ‌‌‌‍​‍‌‍ ​‌‍‍‌‌ ​ ‌‍‍​‌‍‌‌‌‍‌​​‍​‍‌ ‌
Enroll now​​​​‌ ‍ ​‍​‍‌‍ ‌ ​‍‌‍‍‌‌‍‌ ‌‍‍‌‌‍ ‍​‍​‍​ ‍‍​‍​‍‌ ​ ‌‍​‌‌‍ ‍‌‍‍‌‌ ‌​‌ ‍‌​‍ ‍‌‍‍‌‌‍ ​‍​‍​‍ ​​‍​‍‌‍‍​‌ ​‍‌‍‌‌‌‍‌‍​‍​‍​ ‍‍​‍​‍‌‍‍​‌ ‌​‌ ‌​‌ ​​‌ ​ ​ ‍‍​‍ ​‍ ‌‍​ ‌‍‍​‌‍‌‌‌‍ ​‌ ​ ‌‍‌‌‌‍​‌‌ ​​‌‍‍‌‌‍‌‌‌ ​‍‌ ​ ​‍ ‍‌ ​ ‌‍​‌‌‍ ‍‌‍‍‌‌ ‌​‌ ‍‌​‍ ‍‌ ​ ‌ ‌​‌ ‌‌‌‍‌​‌‍‍‌‌‍ ​‍ ‌‍‍‌‌‍ ‍‌ ‌​‌‍‌‌‌‍ ‍‌ ‌​​‍ ‌‍‌‌‌‍‌​‌‍‍‌‌ ‌​​‍ ‌‍ ‌‌‍ ‌‍‌​‌‍‌‌​ ‌‌ ​​‌ ​‍‌‍‌‌‌ ​ ‌‍‌‌‌‍ ‍‌ ‌​‌‍​‌‌ ‌​‌‍‍‌‌‍ ‌‍ ‍​ ‍ ‌‍‍‌‌‍‌​​ ‌​ ​​​ ​ ‌‍‌​​ ‍‌​ ​‌‌‍​ ​ ​​​ ‌ ​‍ ‌‌‍​ ​ ​‌​ ‌​‌‍​‍​‍ ‌​ ‌​‌‍‌‍‌‍‌‌​ ‌‍​‍ ‌‌‍​‍​ ​‍​ ​ ​ ‍​​‍ ‌‌‍​‍‌‍‌‌​ ​‌​ ‍​‌‍​‌‌‍‌​‌‍​‍‌‍‌​‌‍​‍​ ‌‌​ ‍‌​ ‌​​ ‍ ‌ ‌​‌ ‍‌‌ ​​‌‍‌‌​ ‌‌‍ ‌‍‌‍‌‍‌‍‌‍‌‌‌ ​‍​ ‍ ‌ ​​‌‍​‌‌ ‌​‌‍‍​​ ‌‌‍​‍‌ ‌‌‌ ‌​‌ ‌​‌‍ ‌‍ ‍‌ ​ ​‍‌‌​ ‌‌‌​​‍‌‌ ‌‍‍ ‌‍‌‌‌ ‍‌​‍‌‌​ ​ ‌​‌​​‍‌‌​ ​ ‌​‌​​‍‌‌​ ​‍​ ​‍‌‍‌‌​ ​‍​ ‍‌​ ‌‌​ ‌‌​ ​‌‌‍​ ‌‍​‌​ ‍‌​ ‌‍​ ​ ​ ‌ ​‍‌‌​ ​‍​ ​‍​‍‌‌​ ‌‌‌​‌​​‍ ‍‌ ‌​‌‍‌‌‌ ‍​‌ ‌​​ ‌‍​‍‌‍​‌‌ ​ ‌‍‌‌‌‌‌‌‌ ​‍‌‍ ​​ ‌‌‍‍​‌ ‌​‌ ‌​‌ ​​‌ ​ ​‍‌‌​ ​ ‌​​‌​‍‌‌​ ​‍‌​‌‍​‍‌‌​ ​‍‌​‌‍‌‍​ ‌‍‍​‌‍‌‌‌‍ ​‌ ​ ‌‍‌‌‌‍​‌‌ ​​‌‍‍‌‌‍‌‌‌ ​‍‌ ​ ​‍ ‍‌ ​ ‌‍​‌‌‍ ‍‌‍‍‌‌ ‌​‌ ‍‌​‍ ‍‌ ​ ‌ ‌​‌ ‌‌‌‍‌​‌‍‍‌‌‍ ​‍‌‍‌‍‍‌‌‍‌​​ ‌​ ​​​ ​ ‌‍‌​​ ‍‌​ ​‌‌‍​ ​ ​​​ ‌ ​‍ ‌‌‍​ ​ ​‌​ ‌​‌‍​‍​‍ ‌​ ‌​‌‍‌‍‌‍‌‌​ ‌‍​‍ ‌‌‍​‍​ ​‍​ ​ ​ ‍​​‍ ‌‌‍​‍‌‍‌‌​ ​‌​ ‍​‌‍​‌‌‍‌​‌‍​‍‌‍‌​‌‍​‍​ ‌‌​ ‍‌​ ‌​​‍‌‍‌ ‌​‌ ‍‌‌ ​​‌‍‌‌​ ‌‌‍ ‌‍‌‍‌‍‌‍‌‍‌‌‌ ​‍​‍‌‍‌ ​​‌‍​‌‌ ‌​‌‍‍​​ ‌‌‍​‍‌ ‌‌‌ ‌​‌ ‌​‌‍ ‌‍ ‍‌ ​ ​‍‌‌​ ‌‌‌​​‍‌‌ ‌‍‍ ‌‍‌‌‌ ‍‌​‍‌‌​ ​ ‌​‌​​‍‌‌​ ​ ‌​‌​​‍‌‌​ ​‍​ ​‍‌‍‌‌​ ​‍​ ‍‌​ ‌‌​ ‌‌​ ​‌‌‍​ ‌‍​‌​ ‍‌​ ‌‍​ ​ ​ ‌ ​‍‌‌​ ​‍​ ​‍​‍‌‌​ ‌‌‌​‌​​‍ ‍‌ ‌​‌‍‌‌‌ ‍​‌ ‌​​‍‌‍‌ ​​‌‍‌‌‌ ​‍‌ ​ ‌ ​​‌‍‌‌‌‍​ ‌ ‌​‌‍‍‌‌ ‌‍‌‍‌‌​ ‌‌ ​​‌ ‌‌‌‍​‍‌‍ ​‌‍‍‌‌ ​ ‌‍‍​‌‍‌‌‌‍‌​​‍​‍‌ ‌
So much to do at the Field House​​​​‌ ‍ ​‍​‍‌‍ ‌ ​‍‌‍‍‌‌‍‌ ‌‍‍‌‌‍ ‍​‍​‍​ ‍‍​‍​‍‌ ​ ‌‍​‌‌‍ ‍‌‍‍‌‌ ‌​‌ ‍‌​‍ ‍‌‍‍‌‌‍ ​‍​‍​‍ ​​‍​‍‌‍‍​‌ ​‍‌‍‌‌‌‍‌‍​‍​‍​ ‍‍​‍​‍‌‍‍​‌ ‌​‌ ‌​‌ ​​‌ ​ ​ ‍‍​‍ ​‍ ‌‍​ ‌‍‍​‌‍‌‌‌‍ ​‌ ​ ‌‍‌‌‌‍​‌‌ ​​‌‍‍‌‌‍‌‌‌ ​‍‌ ​ ​‍ ‍‌ ​ ‌‍​‌‌‍ ‍‌‍‍‌‌ ‌​‌ ‍‌​‍ ‍‌ ​ ‌ ‌​‌ ‌‌‌‍‌​‌‍‍‌‌‍ ​‍ ‌‍‍‌‌‍ ‍‌ ‌​‌‍‌‌‌‍ ‍‌ ‌​​‍ ‌‍‌‌‌‍‌​‌‍‍‌‌ ‌​​‍ ‌‍ ‌‌‍ ‌‍‌​‌‍‌‌​ ‌‌ ​​‌ ​‍‌‍‌‌‌ ​ ‌‍‌‌‌‍ ‍‌ ‌​‌‍​‌‌ ‌​‌‍‍‌‌‍ ‌‍ ‍​ ‍ ‌‍‍‌‌‍‌​​ ‌​ ​​​ ‍​​ ​ ​ ‌ ​ ​​​ ​ ​ ​​‌‍​ ​‍ ‌​ ‌‍​ ‌ ​ ​‍‌‍​ ​‍ ‌​ ‌​‌‍‌‌‌‍​‍​ ‍​​‍ ‌‌‍​‍‌‍‌​​ ‌​‌‍​ ​‍ ‌​ ‍‌​ ​ ​ ‍​‌‍​‍​ ​ ‌‍​ ​ ‌‍​ ‌‍​ ‌‍​ ‍​​ ‍‌​ ​​​ ‍ ‌ ‌​‌ ‍‌‌ ​​‌‍‌‌​ ‌‌ ‌‍‌‍‌‌‌‍ ‍‌ ‌‌‌‍‌‌​ ‍ ‌ ​​‌‍​‌‌ ‌​‌‍‍​​ ‌‌ ​​‌‍​‌‌‍‌ ‌‍‌‌‌​​‍‌ ‌‌‌‍‍‌‌‍ ​‌‍‌​‌‍‌‌‌ ​‍​‍‌‌​ ‌‌‌​​‍‌‌ ‌‍‍ ‌‍‌‌‌ ‍‌​‍‌‌​ ​ ‌​‌​​‍‌‌​ ​ ‌​‌​​‍‌‌​ ​‍​ ​‍​ ‍​‌‍​‍​ ​‍​ ‌‍​ ‌‌​ ‍​‌‍‌​​ ‌​​ ​​​ ‌​​ ‍​​ ‍​​‍‌‌​ ​‍​ ​‍​‍‌‌​ ‌‌‌​‌​​‍ ‍‌‍ ​‌‍‌‌‌‍‌‍‌ ‌​‌​​‌‌‍ ​‌‍‍‌‌‍‌ ‌‍ ‍‌‍‌‌‌‍‌​‌‌‌​‌‍‍‌‌ ‌​‌‍ ​‌‍‌‌​ ‌‍​‍‌‍​‌‌ ​ ‌‍‌‌‌‌‌‌‌ ​‍‌‍ ​​ ‌‌‍‍​‌ ‌​‌ ‌​‌ ​​‌ ​ ​‍‌‌​ ​ ‌​​‌​‍‌‌​ ​‍‌​‌‍​‍‌‌​ ​‍‌​‌‍‌‍​ ‌‍‍​‌‍‌‌‌‍ ​‌ ​ ‌‍‌‌‌‍​‌‌ ​​‌‍‍‌‌‍‌‌‌ ​‍‌ ​ ​‍ ‍‌ ​ ‌‍​‌‌‍ ‍‌‍‍‌‌ ‌​‌ ‍‌​‍ ‍‌ ​ ‌ ‌​‌ ‌‌‌‍‌​‌‍‍‌‌‍ ​‍‌‍‌‍‍‌‌‍‌​​ ‌​ ​​​ ‍​​ ​ ​ ‌ ​ ​​​ ​ ​ ​​‌‍​ ​‍ ‌​ ‌‍​ ‌ ​ ​‍‌‍​ ​‍ ‌​ ‌​‌‍‌‌‌‍​‍​ ‍​​‍ ‌‌‍​‍‌‍‌​​ ‌​‌‍​ ​‍ ‌​ ‍‌​ ​ ​ ‍​‌‍​‍​ ​ ‌‍​ ​ ‌‍​ ‌‍​ ‌‍​ ‍​​ ‍‌​ ​​​‍‌‍‌ ‌​‌ ‍‌‌ ​​‌‍‌‌​ ‌‌ ‌‍‌‍‌‌‌‍ ‍‌ ‌‌‌‍‌‌​‍‌‍‌ ​​‌‍​‌‌ ‌​‌‍‍​​ ‌‌ ​​‌‍​‌‌‍‌ ‌‍‌‌‌​​‍‌ ‌‌‌‍‍‌‌‍ ​‌‍‌​‌‍‌‌‌ ​‍​‍‌‌​ ‌‌‌​​‍‌‌ ‌‍‍ ‌‍‌‌‌ ‍‌​‍‌‌​ ​ ‌​‌​​‍‌‌​ ​ ‌​‌​​‍‌‌​ ​‍​ ​‍​ ‍​‌‍​‍​ ​‍​ ‌‍​ ‌‌​ ‍​‌‍‌​​ ‌​​ ​​​ ‌​​ ‍​​ ‍​​‍‌‌​ ​‍​ ​‍​‍‌‌​ ‌‌‌​‌​​‍ ‍‌‍ ​‌‍‌‌‌‍‌‍‌ ‌​‌​​‌‌‍ ​‌‍‍‌‌‍‌ ‌‍ ‍‌‍‌‌‌‍‌​‌‌‌​‌‍‍‌‌ ‌​‌‍ ​‌‍‌‌​‍‌‍‌ ​​‌‍‌‌‌ ​‍‌ ​ ‌ ​​‌‍‌‌‌‍​ ‌ ‌​‌‍‍‌‌ ‌‍‌‍‌‌​ ‌‌ ​​‌ ‌‌‌‍​‍‌‍ ​‌‍‍‌‌ ​ ‌‍‍​‌‍‌‌‌‍‌​​‍​‍‌ ‌
Classes​​​​‌ ‍ ​‍​‍‌‍ ‌ ​‍‌‍‍‌‌‍‌ ‌‍‍‌‌‍ ‍​‍​‍​ ‍‍​‍​‍‌ ​ ‌‍​‌‌‍ ‍‌‍‍‌‌ ‌​‌ ‍‌​‍ ‍‌‍‍‌‌‍ ​‍​‍​‍ ​​‍​‍‌‍‍​‌ ​‍‌‍‌‌‌‍‌‍​‍​‍​ ‍‍​‍​‍‌‍‍​‌ ‌​‌ ‌​‌ ​​‌ ​ ​ ‍‍​‍ ​‍ ‌‍​ ‌‍‍​‌‍‌‌‌‍ ​‌ ​ ‌‍‌‌‌‍​‌‌ ​​‌‍‍‌‌‍‌‌‌ ​‍‌ ​ ​‍ ‍‌ ​ ‌‍​‌‌‍ ‍‌‍‍‌‌ ‌​‌ ‍‌​‍ ‍‌ ​ ‌ ‌​‌ ‌‌‌‍‌​‌‍‍‌‌‍ ​‍ ‌‍‍‌‌‍ ‍‌ ‌​‌‍‌‌‌‍ ‍‌ ‌​​‍ ‌‍‌‌‌‍‌​‌‍‍‌‌ ‌​​‍ ‌‍ ‌‌‍ ‌‍‌​‌‍‌‌​ ‌‌ ​​‌ ​‍‌‍‌‌‌ ​ ‌‍‌‌‌‍ ‍‌ ‌​‌‍​‌‌ ‌​‌‍‍‌‌‍ ‌‍ ‍​ ‍ ‌‍‍‌‌‍‌​​ ‌​ ​​​ ‍​​ ​ ​ ‌ ​ ​​​ ​ ​ ​​‌‍​ ​‍ ‌​ ‌‍​ ‌ ​ ​‍‌‍​ ​‍ ‌​ ‌​‌‍‌‌‌‍​‍​ ‍​​‍ ‌‌‍​‍‌‍‌​​ ‌​‌‍​ ​‍ ‌​ ‍‌​ ​ ​ ‍​‌‍​‍​ ​ ‌‍​ ​ ‌‍​ ‌‍​ ‌‍​ ‍​​ ‍‌​ ​​​ ‍ ‌ ‌​‌ ‍‌‌ ​​‌‍‌‌​ ‌‌ ‌‍‌‍‌‌‌‍ ‍‌ ‌‌‌‍‌‌​ ‍ ‌ ​​‌‍​‌‌ ‌​‌‍‍​​ ‌‌ ​​‌‍​‌‌‍‌ ‌‍‌‌‌​​‍‌ ‌‌‌‍‍‌‌‍ ​‌‍‌​‌‍‌‌‌ ​‍​‍‌‌​ ‌‌‌​​‍‌‌ ‌‍‍ ‌‍‌‌‌ ‍‌​‍‌‌​ ​ ‌​‌​​‍‌‌​ ​ ‌​‌​​‍‌‌​ ​‍​ ​‍​ ‍​‌‍​‍​ ​‍​ ‌‍​ ‌‌​ ‍​‌‍‌​​ ‌​​ ​​​ ‌​​ ‍​​ ‍​​‍‌‌​ ​‍​ ​‍​‍‌‌​ ‌‌‌​‌​​‍ ‍‌‍​‌‌‍​ ‌ ‌​‌‍‍‌‌ ‌‍‌‍‍‌‌ ‌​‌‍‍‌‌‍‌‌‌ ​ ​‍‌‌​ ‌‌‌​​‍‌‌ ‌‍‍ ‌‍‌‌‌ ‍‌​‍‌‌​ ​ ‌​‌​​‍‌‌​ ​ ‌​‌​​‍‌‌​ ​‍​ ​‍‌‍‌‍​ ‌‌​ ​‌​ ‍‌‌‍‌​‌‍‌​‌‍‌‌‌‍‌​‌‍‌‌​ ​ ​ ​ ​ ‌ ​‍‌‌​ ​‍​ ​‍​‍‌‌​ ‌‌‌​‌​​‍ ‍‌ ‌​‌‍‍‌‌ ‌​‌‍ ​‌‍‌‌​ ‌‍​‍‌‍​‌‌ ​ ‌‍‌‌‌‌‌‌‌ ​‍‌‍ ​​ ‌‌‍‍​‌ ‌​‌ ‌​‌ ​​‌ ​ ​‍‌‌​ ​ ‌​​‌​‍‌‌​ ​‍‌​‌‍​‍‌‌​ ​‍‌​‌‍‌‍​ ‌‍‍​‌‍‌‌‌‍ ​‌ ​ ‌‍‌‌‌‍​‌‌ ​​‌‍‍‌‌‍‌‌‌ ​‍‌ ​ ​‍ ‍‌ ​ ‌‍​‌‌‍ ‍‌‍‍‌‌ ‌​‌ ‍‌​‍ ‍‌ ​ ‌ ‌​‌ ‌‌‌‍‌​‌‍‍‌‌‍ ​‍‌‍‌‍‍‌‌‍‌​​ ‌​ ​​​ ‍​​ ​ ​ ‌ ​ ​​​ ​ ​ ​​‌‍​ ​‍ ‌​ ‌‍​ ‌ ​ ​‍‌‍​ ​‍ ‌​ ‌​‌‍‌‌‌‍​‍​ ‍​​‍ ‌‌‍​‍‌‍‌​​ ‌​‌‍​ ​‍ ‌​ ‍‌​ ​ ​ ‍​‌‍​‍​ ​ ‌‍​ ​ ‌‍​ ‌‍​ ‌‍​ ‍​​ ‍‌​ ​​​‍‌‍‌ ‌​‌ ‍‌‌ ​​‌‍‌‌​ ‌‌ ‌‍‌‍‌‌‌‍ ‍‌ ‌‌‌‍‌‌​‍‌‍‌ ​​‌‍​‌‌ ‌​‌‍‍​​ ‌‌ ​​‌‍​‌‌‍‌ ‌‍‌‌‌​​‍‌ ‌‌‌‍‍‌‌‍ ​‌‍‌​‌‍‌‌‌ ​‍​‍‌‌​ ‌‌‌​​‍‌‌ ‌‍‍ ‌‍‌‌‌ ‍‌​‍‌‌​ ​ ‌​‌​​‍‌‌​ ​ ‌​‌​​‍‌‌​ ​‍​ ​‍​ ‍​‌‍​‍​ ​‍​ ‌‍​ ‌‌​ ‍​‌‍‌​​ ‌​​ ​​​ ‌​​ ‍​​ ‍​​‍‌‌​ ​‍​ ​‍​‍‌‌​ ‌‌‌​‌​​‍ ‍‌‍​‌‌‍​ ‌ ‌​‌‍‍‌‌ ‌‍‌‍‍‌‌ ‌​‌‍‍‌‌‍‌‌‌ ​ ​‍‌‌​ ‌‌‌​​‍‌‌ ‌‍‍ ‌‍‌‌‌ ‍‌​‍‌‌​ ​ ‌​‌​​‍‌‌​ ​ ‌​‌​​‍‌‌​ ​‍​ ​‍‌‍‌‍​ ‌‌​ ​‌​ ‍‌‌‍‌​‌‍‌​‌‍‌‌‌‍‌​‌‍‌‌​ ​ ​ ​ ​ ‌ ​‍‌‌​ ​‍​ ​‍​‍‌‌​ ‌‌‌​‌​​‍ ‍‌ ‌​‌‍‍‌‌ ‌​‌‍ ​‌‍‌‌​‍‌‍‌ ​​‌‍‌‌‌ ​‍‌ ​ ‌ ​​‌‍‌‌‌‍​ ‌ ‌​‌‍‍‌‌ ‌‍‌‍‌‌​ ‌‌ ​​‌ ‌‌‌‍​‍‌‍ ​‌‍‍‌‌ ​ ‌‍‍​‌‍‌‌‌‍‌​​‍​‍‌ ‌
Year-round sports classes for kids and adults of all ages and levels, including gymnastics, soccer, basketball, multi-sport, and more.​​​​‌ ‍ ​‍​‍‌‍ ‌ ​‍‌‍‍‌‌‍‌ ‌‍‍‌‌‍ ‍​‍​‍​ ‍‍​‍​‍‌ ​ ‌‍​‌‌‍ ‍‌‍‍‌‌ ‌​‌ ‍‌​‍ ‍‌‍‍‌‌‍ ​‍​‍​‍ ​​‍​‍‌‍‍​‌ ​‍‌‍‌‌‌‍‌‍​‍​‍​ ‍‍​‍​‍‌‍‍​‌ ‌​‌ ‌​‌ ​​‌ ​ ​ ‍‍​‍ ​‍ ‌‍​ ‌‍‍​‌‍‌‌‌‍ ​‌ ​ ‌‍‌‌‌‍​‌‌ ​​‌‍‍‌‌‍‌‌‌ ​‍‌ ​ ​‍ ‍‌ ​ ‌‍​‌‌‍ ‍‌‍‍‌‌ ‌​‌ ‍‌​‍ ‍‌ ​ ‌ ‌​‌ ‌‌‌‍‌​‌‍‍‌‌‍ ​‍ ‌‍‍‌‌‍ ‍‌ ‌​‌‍‌‌‌‍ ‍‌ ‌​​‍ ‌‍‌‌‌‍‌​‌‍‍‌‌ ‌​​‍ ‌‍ ‌‌‍ ‌‍‌​‌‍‌‌​ ‌‌ ​​‌ ​‍‌‍‌‌‌ ​ ‌‍‌‌‌‍ ‍‌ ‌​‌‍​‌‌ ‌​‌‍‍‌‌‍ ‌‍ ‍​ ‍ ‌‍‍‌‌‍‌​​ ‌​ ​​​ ‍​​ ​ ​ ‌ ​ ​​​ ​ ​ ​​‌‍​ ​‍ ‌​ ‌‍​ ‌ ​ ​‍‌‍​ ​‍ ‌​ ‌​‌‍‌‌‌‍​‍​ ‍​​‍ ‌‌‍​‍‌‍‌​​ ‌​‌‍​ ​‍ ‌​ ‍‌​ ​ ​ ‍​‌‍​‍​ ​ ‌‍​ ​ ‌‍​ ‌‍​ ‌‍​ ‍​​ ‍‌​ ​​​ ‍ ‌ ‌​‌ ‍‌‌ ​​‌‍‌‌​ ‌‌ ‌‍‌‍‌‌‌‍ ‍‌ ‌‌‌‍‌‌​ ‍ ‌ ​​‌‍​‌‌ ‌​‌‍‍​​ ‌‌ ​​‌‍​‌‌‍‌ ‌‍‌‌‌​​‍‌ ‌‌‌‍‍‌‌‍ ​‌‍‌​‌‍‌‌‌ ​‍​‍‌‌​ ‌‌‌​​‍‌‌ ‌‍‍ ‌‍‌‌‌ ‍‌​‍‌‌​ ​ ‌​‌​​‍‌‌​ ​ ‌​‌​​‍‌‌​ ​‍​ ​‍​ ‍​‌‍​‍​ ​‍​ ‌‍​ ‌‌​ ‍​‌‍‌​​ ‌​​ ​​​ ‌​​ ‍​​ ‍​​‍‌‌​ ​‍​ ​‍​‍‌‌​ ‌‌‌​‌​​‍ ‍‌‍​‌‌‍​ ‌ ‌​‌‍‍‌‌ ‌‍‌‍‍‌‌ ‌​‌‍‍‌‌‍‌‌‌ ​ ​‍‌‌​ ‌‌‌​​‍‌‌ ‌‍‍ ‌‍‌‌‌ ‍‌​‍‌‌​ ​ ‌​‌​​‍‌‌​ ​ ‌​‌​​‍‌‌​ ​‍​ ​‍‌‍‌‍​ ‌‌​ ​‌​ ‍‌‌‍‌​‌‍‌​‌‍‌‌‌‍‌​‌‍‌‌​ ​ ​ ​ ​ ‌ ​‍‌‌​ ​‍​ ​‍​‍‌‌​ ‌‌‌​‌​​‍ ‍‌ ​‍‌‍‍‌‌‍​ ‌‍‍​‌‌‌​‌‍‌‌‌ ‍​‌ ‌​​‍‌‌​ ‌‌‌​​‍‌‌ ‌‍‍ ‌‍‌‌‌ ‍‌​‍‌‌​ ​ ‌​‌​​‍‌‌​ ​ ‌​‌​​‍‌‌​ ​‍​ ​‍​ ‌ ‌‍‌‌​ ​‌‌‍​‌​ ‌ ​ ‍‌​ ‍‌‌‍​‌‌‍‌​‌‍​ ​ ​‍‌‍‌‌​‍‌‌​ ​‍​ ​‍​‍‌‌​ ‌‌‌​‌​​‍ ‍‌‍​ ‌‍‍​‌‍‍‌‌‍ ​‌‍‌​‌ ​‍‌‍‌‌‌‍ ‍​‍‌‌​ ‌‌‌​​‍‌‌ ‌‍‍ ‌‍‌‌‌ ‍‌​‍‌‌​ ​ ‌​‌​​‍‌‌​ ​ ‌​‌​​‍‌‌​ ​‍​ ​‍​ ‍​​ ‍​​ ‌‍‌‍​‍‌‍​ ​ ​‍​ ‌​​ ‍‌​ ​‌​ ​‍‌‍‌‍​ ​ ​‍‌‌​ ​‍​ ​‍​‍‌‌​ ‌‌‌​‌​​‍ ‍‌ ‌​‌‍‌‌‌ ‍​‌ ‌​​ ‌‍​‍‌‍​‌‌ ​ ‌‍‌‌‌‌‌‌‌ ​‍‌‍ ​​ ‌‌‍‍​‌ ‌​‌ ‌​‌ ​​‌ ​ ​‍‌‌​ ​ ‌​​‌​‍‌‌​ ​‍‌​‌‍​‍‌‌​ ​‍‌​‌‍‌‍​ ‌‍‍​‌‍‌‌‌‍ ​‌ ​ ‌‍‌‌‌‍​‌‌ ​​‌‍‍‌‌‍‌‌‌ ​‍‌ ​ ​‍ ‍‌ ​ ‌‍​‌‌‍ ‍‌‍‍‌‌ ‌​‌ ‍‌​‍ ‍‌ ​ ‌ ‌​‌ ‌‌‌‍‌​‌‍‍‌‌‍ ​‍‌‍‌‍‍‌‌‍‌​​ ‌​ ​​​ ‍​​ ​ ​ ‌ ​ ​​​ ​ ​ ​​‌‍​ ​‍ ‌​ ‌‍​ ‌ ​ ​‍‌‍​ ​‍ ‌​ ‌​‌‍‌‌‌‍​‍​ ‍​​‍ ‌‌‍​‍‌‍‌​​ ‌​‌‍​ ​‍ ‌​ ‍‌​ ​ ​ ‍​‌‍​‍​ ​ ‌‍​ ​ ‌‍​ ‌‍​ ‌‍​ ‍​​ ‍‌​ ​​​‍‌‍‌ ‌​‌ ‍‌‌ ​​‌‍‌‌​ ‌‌ ‌‍‌‍‌‌‌‍ ‍‌ ‌‌‌‍‌‌​‍‌‍‌ ​​‌‍​‌‌ ‌​‌‍‍​​ ‌‌ ​​‌‍​‌‌‍‌ ‌‍‌‌‌​​‍‌ ‌‌‌‍‍‌‌‍ ​‌‍‌​‌‍‌‌‌ ​‍​‍‌‌​ ‌‌‌​​‍‌‌ ‌‍‍ ‌‍‌‌‌ ‍‌​‍‌‌​ ​ ‌​‌​​‍‌‌​ ​ ‌​‌​​‍‌‌​ ​‍​ ​‍​ ‍​‌‍​‍​ ​‍​ ‌‍​ ‌‌​ ‍​‌‍‌​​ ‌​​ ​​​ ‌​​ ‍​​ ‍​​‍‌‌​ ​‍​ ​‍​‍‌‌​ ‌‌‌​‌​​‍ ‍‌‍​‌‌‍​ ‌ ‌​‌‍‍‌‌ ‌‍‌‍‍‌‌ ‌​‌‍‍‌‌‍‌‌‌ ​ ​‍‌‌​ ‌‌‌​​‍‌‌ ‌‍‍ ‌‍‌‌‌ ‍‌​‍‌‌​ ​ ‌​‌​​‍‌‌​ ​ ‌​‌​​‍‌‌​ ​‍​ ​‍‌‍‌‍​ ‌‌​ ​‌​ ‍‌‌‍‌​‌‍‌​‌‍‌‌‌‍‌​‌‍‌‌​ ​ ​ ​ ​ ‌ ​‍‌‌​ ​‍​ ​‍​‍‌‌​ ‌‌‌​‌​​‍ ‍‌ ​‍‌‍‍‌‌‍​ ‌‍‍​‌‌‌​‌‍‌‌‌ ‍​‌ ‌​​‍‌‌​ ‌‌‌​​‍‌‌ ‌‍‍ ‌‍‌‌‌ ‍‌​‍‌‌​ ​ ‌​‌​​‍‌‌​ ​ ‌​‌​​‍‌‌​ ​‍​ ​‍​ ‌ ‌‍‌‌​ ​‌‌‍​‌​ ‌ ​ ‍‌​ ‍‌‌‍​‌‌‍‌​‌‍​ ​ ​‍‌‍‌‌​‍‌‌​ ​‍​ ​‍​‍‌‌​ ‌‌‌​‌​​‍ ‍‌‍​ ‌‍‍​‌‍‍‌‌‍ ​‌‍‌​‌ ​‍‌‍‌‌‌‍ ‍​‍‌‌​ ‌‌‌​​‍‌‌ ‌‍‍ ‌‍‌‌‌ ‍‌​‍‌‌​ ​ ‌​‌​​‍‌‌​ ​ ‌​‌​​‍‌‌​ ​‍​ ​‍​ ‍​​ ‍​​ ‌‍‌‍​‍‌‍​ ​ ​‍​ ‌​​ ‍‌​ ​‌​ ​‍‌‍‌‍​ ​ ​‍‌‌​ ​‍​ ​‍​‍‌‌​ ‌‌‌​‌​​‍ ‍‌ ‌​‌‍‌‌‌ ‍​‌ ‌​​‍‌‍‌ ​​‌‍‌‌‌ ​‍‌ ​ ‌ ​​‌‍‌‌‌‍​ ‌ ‌​‌‍‍‌‌ ‌‍‌‍‌‌​ ‌‌ ​​‌ ‌‌‌‍​‍‌‍ ​‌‍‍‌‌ ​ ‌‍‍​‌‍‌‌‌‍‌​​‍​‍‌ ‌
Summer Camp​​​​‌ ‍ ​‍​‍‌‍ ‌ ​‍‌‍‍‌‌‍‌ ‌‍‍‌‌‍ ‍​‍​‍​ ‍‍​‍​‍‌ ​ ‌‍​‌‌‍ ‍‌‍‍‌‌ ‌​‌ ‍‌​‍ ‍‌‍‍‌‌‍ ​‍​‍​‍ ​​‍​‍‌‍‍​‌ ​‍‌‍‌‌‌‍‌‍​‍​‍​ ‍‍​‍​‍‌‍‍​‌ ‌​‌ ‌​‌ ​​‌ ​ ​ ‍‍​‍ ​‍ ‌‍​ ‌‍‍​‌‍‌‌‌‍ ​‌ ​ ‌‍‌‌‌‍​‌‌ ​​‌‍‍‌‌‍‌‌‌ ​‍‌ ​ ​‍ ‍‌ ​ ‌‍​‌‌‍ ‍‌‍‍‌‌ ‌​‌ ‍‌​‍ ‍‌ ​ ‌ ‌​‌ ‌‌‌‍‌​‌‍‍‌‌‍ ​‍ ‌‍‍‌‌‍ ‍‌ ‌​‌‍‌‌‌‍ ‍‌ ‌​​‍ ‌‍‌‌‌‍‌​‌‍‍‌‌ ‌​​‍ ‌‍ ‌‌‍ ‌‍‌​‌‍‌‌​ ‌‌ ​​‌ ​‍‌‍‌‌‌ ​ ‌‍‌‌‌‍ ‍‌ ‌​‌‍​‌‌ ‌​‌‍‍‌‌‍ ‌‍ ‍​ ‍ ‌‍‍‌‌‍‌​​ ‌​ ​​​ ‍​​ ​ ​ ‌ ​ ​​​ ​ ​ ​​‌‍​ ​‍ ‌​ ‌‍​ ‌ ​ ​‍‌‍​ ​‍ ‌​ ‌​‌‍‌‌‌‍​‍​ ‍​​‍ ‌‌‍​‍‌‍‌​​ ‌​‌‍​ ​‍ ‌​ ‍‌​ ​ ​ ‍​‌‍​‍​ ​ ‌‍​ ​ ‌‍​ ‌‍​ ‌‍​ ‍​​ ‍‌​ ​​​ ‍ ‌ ‌​‌ ‍‌‌ ​​‌‍‌‌​ ‌‌ ‌‍‌‍‌‌‌‍ ‍‌ ‌‌‌‍‌‌​ ‍ ‌ ​​‌‍​‌‌ ‌​‌‍‍​​ ‌‌ ​​‌‍​‌‌‍‌ ‌‍‌‌‌​​‍‌ ‌‌‌‍‍‌‌‍ ​‌‍‌​‌‍‌‌‌ ​‍​‍‌‌​ ‌‌‌​​‍‌‌ ‌‍‍ ‌‍‌‌‌ ‍‌​‍‌‌​ ​ ‌​‌​​‍‌‌​ ​ ‌​‌​​‍‌‌​ ​‍​ ​‍​ ‍​‌‍​‍​ ​‍​ ‌‍​ ‌‌​ ‍​‌‍‌​​ ‌​​ ​​​ ‌​​ ‍​​ ‍​​‍‌‌​ ​‍​ ​‍​‍‌‌​ ‌‌‌​‌​​‍ ‍‌‍​‌‌‍​ ‌ ‌​‌‍‍‌‌ ‌‍‌‍‍‌‌ ‌​‌‍‍‌‌‍‌‌‌ ​ ​‍‌‌​ ‌‌‌​​‍‌‌ ‌‍‍ ‌‍‌‌‌ ‍‌​‍‌‌​ ​ ‌​‌​​‍‌‌​ ​ ‌​‌​​‍‌‌​ ​‍​ ​‍‌‍‌‍‌‍​‌‌‍​‍​ ​‌​ ​‌​ ​‌‌‍​‍​ ​‍​ ​‍​ ‍‌‌‍‌‌​ ‌‌​‍‌‌​ ​‍​ ​‍​‍‌‌​ ‌‌‌​‌​​‍ ‍‌ ‌​‌‍‍‌‌ ‌​‌‍ ​‌‍‌‌​ ‌‍​‍‌‍​‌‌ ​ ‌‍‌‌‌‌‌‌‌ ​‍‌‍ ​​ ‌‌‍‍​‌ ‌​‌ ‌​‌ ​​‌ ​ ​‍‌‌​ ​ ‌​​‌​‍‌‌​ ​‍‌​‌‍​‍‌‌​ ​‍‌​‌‍‌‍​ ‌‍‍​‌‍‌‌‌‍ ​‌ ​ ‌‍‌‌‌‍​‌‌ ​​‌‍‍‌‌‍‌‌‌ ​‍‌ ​ ​‍ ‍‌ ​ ‌‍​‌‌‍ ‍‌‍‍‌‌ ‌​‌ ‍‌​‍ ‍‌ ​ ‌ ‌​‌ ‌‌‌‍‌​‌‍‍‌‌‍ ​‍‌‍‌‍‍‌‌‍‌​​ ‌​ ​​​ ‍​​ ​ ​ ‌ ​ ​​​ ​ ​ ​​‌‍​ ​‍ ‌​ ‌‍​ ‌ ​ ​‍‌‍​ ​‍ ‌​ ‌​‌‍‌‌‌‍​‍​ ‍​​‍ ‌‌‍​‍‌‍‌​​ ‌​‌‍​ ​‍ ‌​ ‍‌​ ​ ​ ‍​‌‍​‍​ ​ ‌‍​ ​ ‌‍​ ‌‍​ ‌‍​ ‍​​ ‍‌​ ​​​‍‌‍‌ ‌​‌ ‍‌‌ ​​‌‍‌‌​ ‌‌ ‌‍‌‍‌‌‌‍ ‍‌ ‌‌‌‍‌‌​‍‌‍‌ ​​‌‍​‌‌ ‌​‌‍‍​​ ‌‌ ​​‌‍​‌‌‍‌ ‌‍‌‌‌​​‍‌ ‌‌‌‍‍‌‌‍ ​‌‍‌​‌‍‌‌‌ ​‍​‍‌‌​ ‌‌‌​​‍‌‌ ‌‍‍ ‌‍‌‌‌ ‍‌​‍‌‌​ ​ ‌​‌​​‍‌‌​ ​ ‌​‌​​‍‌‌​ ​‍​ ​‍​ ‍​‌‍​‍​ ​‍​ ‌‍​ ‌‌​ ‍​‌‍‌​​ ‌​​ ​​​ ‌​​ ‍​​ ‍​​‍‌‌​ ​‍​ ​‍​‍‌‌​ ‌‌‌​‌​​‍ ‍‌‍​‌‌‍​ ‌ ‌​‌‍‍‌‌ ‌‍‌‍‍‌‌ ‌​‌‍‍‌‌‍‌‌‌ ​ ​‍‌‌​ ‌‌‌​​‍‌‌ ‌‍‍ ‌‍‌‌‌ ‍‌​‍‌‌​ ​ ‌​‌​​‍‌‌​ ​ ‌​‌​​‍‌‌​ ​‍​ ​‍‌‍‌‍‌‍​‌‌‍​‍​ ​‌​ ​‌​ ​‌‌‍​‍​ ​‍​ ​‍​ ‍‌‌‍‌‌​ ‌‌​‍‌‌​ ​‍​ ​‍​‍‌‌​ ‌‌‌​‌​​‍ ‍‌ ‌​‌‍‍‌‌ ‌​‌‍ ​‌‍‌‌​‍‌‍‌ ​​‌‍‌‌‌ ​‍‌ ​ ‌ ​​‌‍‌‌‌‍​ ‌ ‌​‌‍‍‌‌ ‌‍‌‍‌‌​ ‌‌ ​​‌ ‌‌‌‍​‍‌‍ ​‌‍‍‌‌ ​ ‌‍‍​‌‍‌‌‌‍‌​​‍​‍‌ ‌
Weekly summer camp program for ages 3-17 including gymnastics, Camp Chelsea, ice skating, golf and more. ​​​​‌ ‍ ​‍​‍‌‍ ‌ ​‍‌‍‍‌‌‍‌ ‌‍‍‌‌‍ ‍​‍​‍​ ‍‍​‍​‍‌ ​ ‌‍​‌‌‍ ‍‌‍‍‌‌ ‌​‌ ‍‌​‍ ‍‌‍‍‌‌‍ ​‍​‍​‍ ​​‍​‍‌‍‍​‌ ​‍‌‍‌‌‌‍‌‍​‍​‍​ ‍‍​‍​‍‌‍‍​‌ ‌​‌ ‌​‌ ​​‌ ​ ​ ‍‍​‍ ​‍ ‌‍​ ‌‍‍​‌‍‌‌‌‍ ​‌ ​ ‌‍‌‌‌‍​‌‌ ​​‌‍‍‌‌‍‌‌‌ ​‍‌ ​ ​‍ ‍‌ ​ ‌‍​‌‌‍ ‍‌‍‍‌‌ ‌​‌ ‍‌​‍ ‍‌ ​ ‌ ‌​‌ ‌‌‌‍‌​‌‍‍‌‌‍ ​‍ ‌‍‍‌‌‍ ‍‌ ‌​‌‍‌‌‌‍ ‍‌ ‌​​‍ ‌‍‌‌‌‍‌​‌‍‍‌‌ ‌​​‍ ‌‍ ‌‌‍ ‌‍‌​‌‍‌‌​ ‌‌ ​​‌ ​‍‌‍‌‌‌ ​ ‌‍‌‌‌‍ ‍‌ ‌​‌‍​‌‌ ‌​‌‍‍‌‌‍ ‌‍ ‍​ ‍ ‌‍‍‌‌‍‌​​ ‌​ ​​​ ‍​​ ​ ​ ‌ ​ ​​​ ​ ​ ​​‌‍​ ​‍ ‌​ ‌‍​ ‌ ​ ​‍‌‍​ ​‍ ‌​ ‌​‌‍‌‌‌‍​‍​ ‍​​‍ ‌‌‍​‍‌‍‌​​ ‌​‌‍​ ​‍ ‌​ ‍‌​ ​ ​ ‍​‌‍​‍​ ​ ‌‍​ ​ ‌‍​ ‌‍​ ‌‍​ ‍​​ ‍‌​ ​​​ ‍ ‌ ‌​‌ ‍‌‌ ​​‌‍‌‌​ ‌‌ ‌‍‌‍‌‌‌‍ ‍‌ ‌‌‌‍‌‌​ ‍ ‌ ​​‌‍​‌‌ ‌​‌‍‍​​ ‌‌ ​​‌‍​‌‌‍‌ ‌‍‌‌‌​​‍‌ ‌‌‌‍‍‌‌‍ ​‌‍‌​‌‍‌‌‌ ​‍​‍‌‌​ ‌‌‌​​‍‌‌ ‌‍‍ ‌‍‌‌‌ ‍‌​‍‌‌​ ​ ‌​‌​​‍‌‌​ ​ ‌​‌​​‍‌‌​ ​‍​ ​‍​ ‍​‌‍​‍​ ​‍​ ‌‍​ ‌‌​ ‍​‌‍‌​​ ‌​​ ​​​ ‌​​ ‍​​ ‍​​‍‌‌​ ​‍​ ​‍​‍‌‌​ ‌‌‌​‌​​‍ ‍‌‍​‌‌‍​ ‌ ‌​‌‍‍‌‌ ‌‍‌‍‍‌‌ ‌​‌‍‍‌‌‍‌‌‌ ​ ​‍‌‌​ ‌‌‌​​‍‌‌ ‌‍‍ ‌‍‌‌‌ ‍‌​‍‌‌​ ​ ‌​‌​​‍‌‌​ ​ ‌​‌​​‍‌‌​ ​‍​ ​‍‌‍‌‍‌‍​‌‌‍​‍​ ​‌​ ​‌​ ​‌‌‍​‍​ ​‍​ ​‍​ ‍‌‌‍‌‌​ ‌‌​‍‌‌​ ​‍​ ​‍​‍‌‌​ ‌‌‌​‌​​‍ ‍‌ ​‍‌‍‍‌‌‍​ ‌‍‍​‌‌‌​‌‍‌‌‌ ‍​‌ ‌​​‍‌‌​ ‌‌‌​​‍‌‌ ‌‍‍ ‌‍‌‌‌ ‍‌​‍‌‌​ ​ ‌​‌​​‍‌‌​ ​ ‌​‌​​‍‌‌​ ​‍​ ​‍​ ‌ ​ ‌ ‌‍‌​‌‍​ ​ ‌​​ ​ ​ ​‍‌‍‌‌​ ‍​​ ​ ‌‍‌‍‌‍​‍​‍‌‌​ ​‍​ ​‍​‍‌‌​ ‌‌‌​‌​​‍ ‍‌‍​ ‌‍‍​‌‍‍‌‌‍ ​‌‍‌​‌ ​‍‌‍‌‌‌‍ ‍​‍‌‌​ ‌‌‌​​‍‌‌ ‌‍‍ ‌‍‌‌‌ ‍‌​‍‌‌​ ​ ‌​‌​​‍‌‌​ ​ ‌​‌​​‍‌‌​ ​‍​ ​‍​ ‌​​ ​​​ ​​‌‍‌‍​ ‍​​ ​​‌‍‌​‌‍​‌​ ​‌‌‍​‌​ ​ ‌‍​‍​‍‌‌​ ​‍​ ​‍​‍‌‌​ ‌‌‌​‌​​‍ ‍‌ ‌​‌‍‌‌‌ ‍​‌ ‌​​ ‌‍​‍‌‍​‌‌ ​ ‌‍‌‌‌‌‌‌‌ ​‍‌‍ ​​ ‌‌‍‍​‌ ‌​‌ ‌​‌ ​​‌ ​ ​‍‌‌​ ​ ‌​​‌​‍‌‌​ ​‍‌​‌‍​‍‌‌​ ​‍‌​‌‍‌‍​ ‌‍‍​‌‍‌‌‌‍ ​‌ ​ ‌‍‌‌‌‍​‌‌ ​​‌‍‍‌‌‍‌‌‌ ​‍‌ ​ ​‍ ‍‌ ​ ‌‍​‌‌‍ ‍‌‍‍‌‌ ‌​‌ ‍‌​‍ ‍‌ ​ ‌ ‌​‌ ‌‌‌‍‌​‌‍‍‌‌‍ ​‍‌‍‌‍‍‌‌‍‌​​ ‌​ ​​​ ‍​​ ​ ​ ‌ ​ ​​​ ​ ​ ​​‌‍​ ​‍ ‌​ ‌‍​ ‌ ​ ​‍‌‍​ ​‍ ‌​ ‌​‌‍‌‌‌‍​‍​ ‍​​‍ ‌‌‍​‍‌‍‌​​ ‌​‌‍​ ​‍ ‌​ ‍‌​ ​ ​ ‍​‌‍​‍​ ​ ‌‍​ ​ ‌‍​ ‌‍​ ‌‍​ ‍​​ ‍‌​ ​​​‍‌‍‌ ‌​‌ ‍‌‌ ​​‌‍‌‌​ ‌‌ ‌‍‌‍‌‌‌‍ ‍‌ ‌‌‌‍‌‌​‍‌‍‌ ​​‌‍​‌‌ ‌​‌‍‍​​ ‌‌ ​​‌‍​‌‌‍‌ ‌‍‌‌‌​​‍‌ ‌‌‌‍‍‌‌‍ ​‌‍‌​‌‍‌‌‌ ​‍​‍‌‌​ ‌‌‌​​‍‌‌ ‌‍‍ ‌‍‌‌‌ ‍‌​‍‌‌​ ​ ‌​‌​​‍‌‌​ ​ ‌​‌​​‍‌‌​ ​‍​ ​‍​ ‍​‌‍​‍​ ​‍​ ‌‍​ ‌‌​ ‍​‌‍‌​​ ‌​​ ​​​ ‌​​ ‍​​ ‍​​‍‌‌​ ​‍​ ​‍​‍‌‌​ ‌‌‌​‌​​‍ ‍‌‍​‌‌‍​ ‌ ‌​‌‍‍‌‌ ‌‍‌‍‍‌‌ ‌​‌‍‍‌‌‍‌‌‌ ​ ​‍‌‌​ ‌‌‌​​‍‌‌ ‌‍‍ ‌‍‌‌‌ ‍‌​‍‌‌​ ​ ‌​‌​​‍‌‌​ ​ ‌​‌​​‍‌‌​ ​‍​ ​‍‌‍‌‍‌‍​‌‌‍​‍​ ​‌​ ​‌​ ​‌‌‍​‍​ ​‍​ ​‍​ ‍‌‌‍‌‌​ ‌‌​‍‌‌​ ​‍​ ​‍​‍‌‌​ ‌‌‌​‌​​‍ ‍‌ ​‍‌‍‍‌‌‍​ ‌‍‍​‌‌‌​‌‍‌‌‌ ‍​‌ ‌​​‍‌‌​ ‌‌‌​​‍‌‌ ‌‍‍ ‌‍‌‌‌ ‍‌​‍‌‌​ ​ ‌​‌​​‍‌‌​ ​ ‌​‌​​‍‌‌​ ​‍​ ​‍​ ‌ ​ ‌ ‌‍‌​‌‍​ ​ ‌​​ ​ ​ ​‍‌‍‌‌​ ‍​​ ​ ‌‍‌‍‌‍​‍​‍‌‌​ ​‍​ ​‍​‍‌‌​ ‌‌‌​‌​​‍ ‍‌‍​ ‌‍‍​‌‍‍‌‌‍ ​‌‍‌​‌ ​‍‌‍‌‌‌‍ ‍​‍‌‌​ ‌‌‌​​‍‌‌ ‌‍‍ ‌‍‌‌‌ ‍‌​‍‌‌​ ​ ‌​‌​​‍‌‌​ ​ ‌​‌​​‍‌‌​ ​‍​ ​‍​ ‌​​ ​​​ ​​‌‍‌‍​ ‍​​ ​​‌‍‌​‌‍​‌​ ​‌‌‍​‌​ ​ ‌‍​‍​‍‌‌​ ​‍​ ​‍​‍‌‌​ ‌‌‌​‌​​‍ ‍‌ ‌​‌‍‌‌‌ ‍​‌ ‌​​‍‌‍‌ ​​‌‍‌‌‌ ​‍‌ ​ ‌ ​​‌‍‌‌‌‍​ ‌ ‌​‌‍‍‌‌ ‌‍‌‍‌‌​ ‌‌ ​​‌ ‌‌‌‍​‍‌‍ ​‌‍‍‌‌ ​ ‌‍‍​‌‍‌‌‌‍‌​​‍​‍‌ ‌